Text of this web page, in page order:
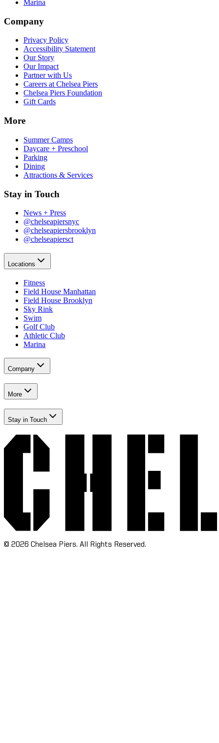
Marina​​​​‌ ‍ ​‍​‍‌‍ ‌ ​‍‌‍‍‌‌‍‌ ‌‍‍‌‌‍ ‍​‍​‍​ ‍‍​‍​‍‌ ​ ‌‍​‌‌‍ ‍‌‍‍‌‌ ‌​‌ ‍‌​‍ ‍‌‍‍‌‌‍ ​‍​‍​‍ ​​‍​‍‌‍‍​‌ ​‍‌‍‌‌‌‍‌‍​‍​‍​ ‍‍​‍​‍‌‍‍​‌ ‌​‌ ‌​‌ ​​‌ ​ ​ ‍‍​‍ ​‍ ‌‍​ ‌‍‍​‌‍‌‌‌‍ ​‌ ​ ‌‍‌‌‌‍​‌‌ ​​‌‍‍‌‌‍‌‌‌ ​‍‌ ​ ​‍ ‍‌ ​ ‌‍​‌‌‍ ‍‌‍‍‌‌ ‌​‌ ‍‌​‍ ‍‌ ​ ‌ ‌​‌ ‌‌‌‍‌​‌‍‍‌‌‍ ​‍ ‌‍‍‌‌‍ ‍‌ ‌​‌‍‌‌‌‍ ‍‌ ‌​​‍ ‌‍‌‌‌‍‌​‌‍‍‌‌ ‌​​‍ ‌‍ ‌‌‍ ‌‍‌​‌‍‌‌​ ‌‌ ​​‌ ​‍‌‍‌‌‌ ​ ‌‍‌‌‌‍ ‍‌ ‌​‌‍​‌‌ ‌​‌‍‍‌‌‍ ‌‍ ‍​ ‍ ‌‍‍‌‌‍‌​​ ‌‌‍‌‍‌‍ ‌‍ ‌ ‌​‌‍‌‌‌ ​‍​ ‍ ‌ ‌​‌ ‍‌‌ ​​‌‍‌‌​ ‌‌‍‌‍‌‍ ‌‍ ‌ ‌​‌‍‌‌‌ ​‍​ ‍ ‌ ​​‌‍​‌‌ ‌​‌‍‍​​ ‌‌‍​ ‌‍ ‌‍ ​‌ ‌‌‌‍ ‌‌‍ ‍‌ ​ ​‍‌‌​ ‌‌‌​​‍‌‌ ‌‍‍ ‌‍‌‌‌ ‍‌​‍‌‌​ ​ ‌​‌​​‍‌‌​ ​ ‌​‌​​‍‌‌​ ​‍​ ​‍‌‍‌‌‌‍​‍​ ​‍​ ‍​‌‍​ ​ ‌‌‌‍​ ‌‍​ ‌‍‌‌‌‍​‍‌‍​‌​ ​‌​‍‌‌​ ​‍​ ​‍​‍‌‌​ ‌‌‌​‌​​‍ ‍‌‍ ​‌‍‍‌‌‍ ‍‌‍‍ ‌ ​ ​‍‌‌​ ‌‌‌​​‍‌‌ ‌‍‍ ‌‍‌‌‌ ‍‌​‍‌‌​ ​ ‌​‌​​‍‌‌​ ​ ‌​‌​​‍‌‌​ ​‍​ ​‍​ ‌‍​ ‌‌​ ‌‍​ ‌‌‌‍‌‌‌‍‌‍‌‍​‌​ ​​​ ‌‍​ ‌‌​ ‌​‌‍‌​​‍‌‌​ ​‍​ ​‍​‍‌‌​ ‌‌‌​‌​​‍ ‍‌‍ ‍‌‍​‌‌‍ ‌‌‍‌‌​ ‌‍​‍‌‍​‌‌ ​ ‌‍‌‌‌‌‌‌‌ ​‍‌‍ ​​ ‌‌‍‍​‌ ‌​‌ ‌​‌ ​​‌ ​ ​‍‌‌​ ​ ‌​​‌​‍‌‌​ ​‍‌​‌‍​‍‌‌​ ​‍‌​‌‍‌‍​ ‌‍‍​‌‍‌‌‌‍ ​‌ ​ ‌‍‌‌‌‍​‌‌ ​​‌‍‍‌‌‍‌‌‌ ​‍‌ ​ ​‍ ‍‌ ​ ‌‍​‌‌‍ ‍‌‍‍‌‌ ‌​‌ ‍‌​‍ ‍‌ ​ ‌ ‌​‌ ‌‌‌‍‌​‌‍‍‌‌‍ ​‍‌‍‌‍‍‌‌‍‌​​ ‌‌‍‌‍‌‍ ‌‍ ‌ ‌​‌‍‌‌‌ ​‍​‍‌‍‌ ‌​‌ ‍‌‌ ​​‌‍‌‌​ ‌‌‍‌‍‌‍ ‌‍ ‌ ‌​‌‍‌‌‌ ​‍​‍‌‍‌ ​​‌‍​‌‌ ‌​‌‍‍​​ ‌‌‍​ ‌‍ ‌‍ ​‌ ‌‌‌‍ ‌‌‍ ‍‌ ​ ​‍‌‌​ ‌‌‌​​‍‌‌ ‌‍‍ ‌‍‌‌‌ ‍‌​‍‌‌​ ​ ‌​‌​​‍‌‌​ ​ ‌​‌​​‍‌‌​ ​‍​ ​‍‌‍‌‌‌‍​‍​ ​‍​ ‍​‌‍​ ​ ‌‌‌‍​ ‌‍​ ‌‍‌‌‌‍​‍‌‍​‌​ ​‌​‍‌‌​ ​‍​ ​‍​‍‌‌​ ‌‌‌​‌​​‍ ‍‌‍ ​‌‍‍‌‌‍ ‍‌‍‍ ‌ ​ ​‍‌‌​ ‌‌‌​​‍‌‌ ‌‍‍ ‌‍‌‌‌ ‍‌​‍‌‌​ ​ ‌​‌​​‍‌‌​ ​ ‌​‌​​‍‌‌​ ​‍​ ​‍​ ‌‍​ ‌‌​ ‌‍​ ‌‌‌‍‌‌‌‍‌‍‌‍​‌​ ​​​ ‌‍​ ‌‌​ ‌​‌‍‌​​‍‌‌​ ​‍​ ​‍​‍‌‌​ ‌‌‌​‌​​‍ ‍‌‍ ‍‌‍​‌‌‍ ‌‌‍‌‌​‍‌‍‌ ​​‌‍‌‌‌ ​‍‌ ​ ‌ ​​‌‍‌‌‌‍​ ‌ ‌​‌‍‍‌‌ ‌‍‌‍‌‌​ ‌‌ ​​‌ ‌‌‌‍​‍‌‍ ​‌‍‍‌‌ ​ ‌‍‍​‌‍‌‌‌‍‌​​‍​‍‌ ‌
Company​​​​‌ ‍ ​‍​‍‌‍ ‌ ​‍‌‍‍‌‌‍‌ ‌‍‍‌‌‍ ‍​‍​‍​ ‍‍​‍​‍‌ ​ ‌‍​‌‌‍ ‍‌‍‍‌‌ ‌​‌ ‍‌​‍ ‍‌‍‍‌‌‍ ​‍​‍​‍ ​​‍​‍‌‍‍​‌ ​‍‌‍‌‌‌‍‌‍​‍​‍​ ‍‍​‍​‍‌‍‍​‌ ‌​‌ ‌​‌ ​​‌ ​ ​ ‍‍​‍ ​‍ ‌‍​ ‌‍‍​‌‍‌‌‌‍ ​‌ ​ ‌‍‌‌‌‍​‌‌ ​​‌‍‍‌‌‍‌‌‌ ​‍‌ ​ ​‍ ‍‌ ​ ‌‍​‌‌‍ ‍‌‍‍‌‌ ‌​‌ ‍‌​‍ ‍‌ ​ ‌ ‌​‌ ‌‌‌‍‌​‌‍‍‌‌‍ ​‍ ‌‍‍‌‌‍ ‍‌ ‌​‌‍‌‌‌‍ ‍‌ ‌​​‍ ‌‍‌‌‌‍‌​‌‍‍‌‌ ‌​​‍ ‌‍ ‌‌‍ ‌‍‌​‌‍‌‌​ ‌‌ ​​‌ ​‍‌‍‌‌‌ ​ ‌‍‌‌‌‍ ‍‌ ‌​‌‍​‌‌ ‌​‌‍‍‌‌‍ ‌‍ ‍​ ‍ ‌‍‍‌‌‍‌​​ ‌‌‍‌‍‌‍ ‌‍ ‌ ‌​‌‍‌‌‌ ​‍​ ‍ ‌ ‌​‌ ‍‌‌ ​​‌‍‌‌​ ‌‌‍‌‍‌‍ ‌‍ ‌ ‌​‌‍‌‌‌ ​‍​ ‍ ‌ ​​‌‍​‌‌ ‌​‌‍‍​​ ‌‌‍​ ‌‍ ‌‍ ​‌ ‌‌‌‍ ‌‌‍ ‍‌ ​ ​‍‌‌​ ‌‌‌​​‍‌‌ ‌‍‍ ‌‍‌‌‌ ‍‌​‍‌‌​ ​ ‌​‌​​‍‌‌​ ​ ‌​‌​​‍‌‌​ ​‍​ ​‍‌‍​ ​ ​ ​ ‌​​ ​​‌‍​ ​ ‌‍‌‍‌​​ ‌​‌‍‌‍‌‍‌‌‌‍‌‌‌‍‌​​‍‌‌​ ​‍​ ​‍​‍‌‌​ ‌‌‌​‌​​‍ ‍‌ ‌​‌‍‍‌‌ ‌​‌‍ ​‌‍‌‌​ ‌‍​‍‌‍​‌‌ ​ ‌‍‌‌‌‌‌‌‌ ​‍‌‍ ​​ ‌‌‍‍​‌ ‌​‌ ‌​‌ ​​‌ ​ ​‍‌‌​ ​ ‌​​‌​‍‌‌​ ​‍‌​‌‍​‍‌‌​ ​‍‌​‌‍‌‍​ ‌‍‍​‌‍‌‌‌‍ ​‌ ​ ‌‍‌‌‌‍​‌‌ ​​‌‍‍‌‌‍‌‌‌ ​‍‌ ​ ​‍ ‍‌ ​ ‌‍​‌‌‍ ‍‌‍‍‌‌ ‌​‌ ‍‌​‍ ‍‌ ​ ‌ ‌​‌ ‌‌‌‍‌​‌‍‍‌‌‍ ​‍‌‍‌‍‍‌‌‍‌​​ ‌‌‍‌‍‌‍ ‌‍ ‌ ‌​‌‍‌‌‌ ​‍​‍‌‍‌ ‌​‌ ‍‌‌ ​​‌‍‌‌​ ‌‌‍‌‍‌‍ ‌‍ ‌ ‌​‌‍‌‌‌ ​‍​‍‌‍‌ ​​‌‍​‌‌ ‌​‌‍‍​​ ‌‌‍​ ‌‍ ‌‍ ​‌ ‌‌‌‍ ‌‌‍ ‍‌ ​ ​‍‌‌​ ‌‌‌​​‍‌‌ ‌‍‍ ‌‍‌‌‌ ‍‌​‍‌‌​ ​ ‌​‌​​‍‌‌​ ​ ‌​‌​​‍‌‌​ ​‍​ ​‍‌‍​ ​ ​ ​ ‌​​ ​​‌‍​ ​ ‌‍‌‍‌​​ ‌​‌‍‌‍‌‍‌‌‌‍‌‌‌‍‌​​‍‌‌​ ​‍​ ​‍​‍‌‌​ ‌‌‌​‌​​‍ ‍‌ ‌​‌‍‍‌‌ ‌​‌‍ ​‌‍‌‌​‍‌‍‌ ​​‌‍‌‌‌ ​‍‌ ​ ‌ ​​‌‍‌‌‌‍​ ‌ ‌​‌‍‍‌‌ ‌‍‌‍‌‌​ ‌‌ ​​‌ ‌‌‌‍​‍‌‍ ​‌‍‍‌‌ ​ ‌‍‍​‌‍‌‌‌‍‌​​‍​‍‌ ‌
Privacy Policy​​​​‌ ‍ ​‍​‍‌‍ ‌ ​‍‌‍‍‌‌‍‌ ‌‍‍‌‌‍ ‍​‍​‍​ ‍‍​‍​‍‌ ​ ‌‍​‌‌‍ ‍‌‍‍‌‌ ‌​‌ ‍‌​‍ ‍‌‍‍‌‌‍ ​‍​‍​‍ ​​‍​‍‌‍‍​‌ ​‍‌‍‌‌‌‍‌‍​‍​‍​ ‍‍​‍​‍‌‍‍​‌ ‌​‌ ‌​‌ ​​‌ ​ ​ ‍‍​‍ ​‍ ‌‍​ ‌‍‍​‌‍‌‌‌‍ ​‌ ​ ‌‍‌‌‌‍​‌‌ ​​‌‍‍‌‌‍‌‌‌ ​‍‌ ​ ​‍ ‍‌ ​ ‌‍​‌‌‍ ‍‌‍‍‌‌ ‌​‌ ‍‌​‍ ‍‌ ​ ‌ ‌​‌ ‌‌‌‍‌​‌‍‍‌‌‍ ​‍ ‌‍‍‌‌‍ ‍‌ ‌​‌‍‌‌‌‍ ‍‌ ‌​​‍ ‌‍‌‌‌‍‌​‌‍‍‌‌ ‌​​‍ ‌‍ ‌‌‍ ‌‍‌​‌‍‌‌​ ‌‌ ​​‌ ​‍‌‍‌‌‌ ​ ‌‍‌‌‌‍ ‍‌ ‌​‌‍​‌‌ ‌​‌‍‍‌‌‍ ‌‍ ‍​ ‍ ‌‍‍‌‌‍‌​​ ‌‌‍‌‍‌‍ ‌‍ ‌ ‌​‌‍‌‌‌ ​‍​ ‍ ‌ ‌​‌ ‍‌‌ ​​‌‍‌‌​ ‌‌‍‌‍‌‍ ‌‍ ‌ ‌​‌‍‌‌‌ ​‍​ ‍ ‌ ​​‌‍​‌‌ ‌​‌‍‍​​ ‌‌‍​ ‌‍ ‌‍ ​‌ ‌‌‌‍ ‌‌‍ ‍‌ ​ ​‍‌‌​ ‌‌‌​​‍‌‌ ‌‍‍ ‌‍‌‌‌ ‍‌​‍‌‌​ ​ ‌​‌​​‍‌‌​ ​ ‌​‌​​‍‌‌​ ​‍​ ​‍‌‍​ ​ ​ ​ ‌​​ ​​‌‍​ ​ ‌‍‌‍‌​​ ‌​‌‍‌‍‌‍‌‌‌‍‌‌‌‍‌​​‍‌‌​ ​‍​ ​‍​‍‌‌​ ‌‌‌​‌​​‍ ‍‌‍ ​‌‍‍‌‌‍ ‍‌‍‍ ‌ ​ ​‍‌‌​ ‌‌‌​​‍‌‌ ‌‍‍ ‌‍‌‌‌ ‍‌​‍‌‌​ ​ ‌​‌​​‍‌‌​ ​ ‌​‌​​‍‌‌​ ​‍​ ​‍​ ​​​ ‍‌‌‍‌‌​ ‍​​ ‍‌​ ​‍‌‍​‍‌‍​‍​ ​‍​ ‍​‌‍​‌​ ​​​‍‌‌​ ​‍​ ​‍​‍‌‌​ ‌‌‌​‌​​‍ ‍‌‍ ‍‌‍​‌‌‍ ‌‌‍‌‌​ ‌‍​‍‌‍​‌‌ ​ ‌‍‌‌‌‌‌‌‌ ​‍‌‍ ​​ ‌‌‍‍​‌ ‌​‌ ‌​‌ ​​‌ ​ ​‍‌‌​ ​ ‌​​‌​‍‌‌​ ​‍‌​‌‍​‍‌‌​ ​‍‌​‌‍‌‍​ ‌‍‍​‌‍‌‌‌‍ ​‌ ​ ‌‍‌‌‌‍​‌‌ ​​‌‍‍‌‌‍‌‌‌ ​‍‌ ​ ​‍ ‍‌ ​ ‌‍​‌‌‍ ‍‌‍‍‌‌ ‌​‌ ‍‌​‍ ‍‌ ​ ‌ ‌​‌ ‌‌‌‍‌​‌‍‍‌‌‍ ​‍‌‍‌‍‍‌‌‍‌​​ ‌‌‍‌‍‌‍ ‌‍ ‌ ‌​‌‍‌‌‌ ​‍​‍‌‍‌ ‌​‌ ‍‌‌ ​​‌‍‌‌​ ‌‌‍‌‍‌‍ ‌‍ ‌ ‌​‌‍‌‌‌ ​‍​‍‌‍‌ ​​‌‍​‌‌ ‌​‌‍‍​​ ‌‌‍​ ‌‍ ‌‍ ​‌ ‌‌‌‍ ‌‌‍ ‍‌ ​ ​‍‌‌​ ‌‌‌​​‍‌‌ ‌‍‍ ‌‍‌‌‌ ‍‌​‍‌‌​ ​ ‌​‌​​‍‌‌​ ​ ‌​‌​​‍‌‌​ ​‍​ ​‍‌‍​ ​ ​ ​ ‌​​ ​​‌‍​ ​ ‌‍‌‍‌​​ ‌​‌‍‌‍‌‍‌‌‌‍‌‌‌‍‌​​‍‌‌​ ​‍​ ​‍​‍‌‌​ ‌‌‌​‌​​‍ ‍‌‍ ​‌‍‍‌‌‍ ‍‌‍‍ ‌ ​ ​‍‌‌​ ‌‌‌​​‍‌‌ ‌‍‍ ‌‍‌‌‌ ‍‌​‍‌‌​ ​ ‌​‌​​‍‌‌​ ​ ‌​‌​​‍‌‌​ ​‍​ ​‍​ ​​​ ‍‌‌‍‌‌​ ‍​​ ‍‌​ ​‍‌‍​‍‌‍​‍​ ​‍​ ‍​‌‍​‌​ ​​​‍‌‌​ ​‍​ ​‍​‍‌‌​ ‌‌‌​‌​​‍ ‍‌‍ ‍‌‍​‌‌‍ ‌‌‍‌‌​‍‌‍‌ ​​‌‍‌‌‌ ​‍‌ ​ ‌ ​​‌‍‌‌‌‍​ ‌ ‌​‌‍‍‌‌ ‌‍‌‍‌‌​ ‌‌ ​​‌ ‌‌‌‍​‍‌‍ ​‌‍‍‌‌ ​ ‌‍‍​‌‍‌‌‌‍‌​​‍​‍‌ ‌
Accessibility Statement​​​​‌ ‍ ​‍​‍‌‍ ‌ ​‍‌‍‍‌‌‍‌ ‌‍‍‌‌‍ ‍​‍​‍​ ‍‍​‍​‍‌ ​ ‌‍​‌‌‍ ‍‌‍‍‌‌ ‌​‌ ‍‌​‍ ‍‌‍‍‌‌‍ ​‍​‍​‍ ​​‍​‍‌‍‍​‌ ​‍‌‍‌‌‌‍‌‍​‍​‍​ ‍‍​‍​‍‌‍‍​‌ ‌​‌ ‌​‌ ​​‌ ​ ​ ‍‍​‍ ​‍ ‌‍​ ‌‍‍​‌‍‌‌‌‍ ​‌ ​ ‌‍‌‌‌‍​‌‌ ​​‌‍‍‌‌‍‌‌‌ ​‍‌ ​ ​‍ ‍‌ ​ ‌‍​‌‌‍ ‍‌‍‍‌‌ ‌​‌ ‍‌​‍ ‍‌ ​ ‌ ‌​‌ ‌‌‌‍‌​‌‍‍‌‌‍ ​‍ ‌‍‍‌‌‍ ‍‌ ‌​‌‍‌‌‌‍ ‍‌ ‌​​‍ ‌‍‌‌‌‍‌​‌‍‍‌‌ ‌​​‍ ‌‍ ‌‌‍ ‌‍‌​‌‍‌‌​ ‌‌ ​​‌ ​‍‌‍‌‌‌ ​ ‌‍‌‌‌‍ ‍‌ ‌​‌‍​‌‌ ‌​‌‍‍‌‌‍ ‌‍ ‍​ ‍ ‌‍‍‌‌‍‌​​ ‌‌‍‌‍‌‍ ‌‍ ‌ ‌​‌‍‌‌‌ ​‍​ ‍ ‌ ‌​‌ ‍‌‌ ​​‌‍‌‌​ ‌‌‍‌‍‌‍ ‌‍ ‌ ‌​‌‍‌‌‌ ​‍​ ‍ ‌ ​​‌‍​‌‌ ‌​‌‍‍​​ ‌‌‍​ ‌‍ ‌‍ ​‌ ‌‌‌‍ ‌‌‍ ‍‌ ​ ​‍‌‌​ ‌‌‌​​‍‌‌ ‌‍‍ ‌‍‌‌‌ ‍‌​‍‌‌​ ​ ‌​‌​​‍‌‌​ ​ ‌​‌​​‍‌‌​ ​‍​ ​‍‌‍​ ​ ​ ​ ‌​​ ​​‌‍​ ​ ‌‍‌‍‌​​ ‌​‌‍‌‍‌‍‌‌‌‍‌‌‌‍‌​​‍‌‌​ ​‍​ ​‍​‍‌‌​ ‌‌‌​‌​​‍ ‍‌‍ ​‌‍‍‌‌‍ ‍‌‍‍ ‌ ​ ​‍‌‌​ ‌‌‌​​‍‌‌ ‌‍‍ ‌‍‌‌‌ ‍‌​‍‌‌​ ​ ‌​‌​​‍‌‌​ ​ ‌​‌​​‍‌‌​ ​‍​ ​‍​ ​ ​ ‌‍​ ‌ ​ ​ ‌‍​‌​ ‌‍​ ‌ ​ ‍‌​ ​‌​ ‌‍‌‍‌​​ ​​​‍‌‌​ ​‍​ ​‍​‍‌‌​ ‌‌‌​‌​​‍ ‍‌‍ ‍‌‍​‌‌‍ ‌‌‍‌‌​ ‌‍​‍‌‍​‌‌ ​ ‌‍‌‌‌‌‌‌‌ ​‍‌‍ ​​ ‌‌‍‍​‌ ‌​‌ ‌​‌ ​​‌ ​ ​‍‌‌​ ​ ‌​​‌​‍‌‌​ ​‍‌​‌‍​‍‌‌​ ​‍‌​‌‍‌‍​ ‌‍‍​‌‍‌‌‌‍ ​‌ ​ ‌‍‌‌‌‍​‌‌ ​​‌‍‍‌‌‍‌‌‌ ​‍‌ ​ ​‍ ‍‌ ​ ‌‍​‌‌‍ ‍‌‍‍‌‌ ‌​‌ ‍‌​‍ ‍‌ ​ ‌ ‌​‌ ‌‌‌‍‌​‌‍‍‌‌‍ ​‍‌‍‌‍‍‌‌‍‌​​ ‌‌‍‌‍‌‍ ‌‍ ‌ ‌​‌‍‌‌‌ ​‍​‍‌‍‌ ‌​‌ ‍‌‌ ​​‌‍‌‌​ ‌‌‍‌‍‌‍ ‌‍ ‌ ‌​‌‍‌‌‌ ​‍​‍‌‍‌ ​​‌‍​‌‌ ‌​‌‍‍​​ ‌‌‍​ ‌‍ ‌‍ ​‌ ‌‌‌‍ ‌‌‍ ‍‌ ​ ​‍‌‌​ ‌‌‌​​‍‌‌ ‌‍‍ ‌‍‌‌‌ ‍‌​‍‌‌​ ​ ‌​‌​​‍‌‌​ ​ ‌​‌​​‍‌‌​ ​‍​ ​‍‌‍​ ​ ​ ​ ‌​​ ​​‌‍​ ​ ‌‍‌‍‌​​ ‌​‌‍‌‍‌‍‌‌‌‍‌‌‌‍‌​​‍‌‌​ ​‍​ ​‍​‍‌‌​ ‌‌‌​‌​​‍ ‍‌‍ ​‌‍‍‌‌‍ ‍‌‍‍ ‌ ​ ​‍‌‌​ ‌‌‌​​‍‌‌ ‌‍‍ ‌‍‌‌‌ ‍‌​‍‌‌​ ​ ‌​‌​​‍‌‌​ ​ ‌​‌​​‍‌‌​ ​‍​ ​‍​ ​ ​ ‌‍​ ‌ ​ ​ ‌‍​‌​ ‌‍​ ‌ ​ ‍‌​ ​‌​ ‌‍‌‍‌​​ ​​​‍‌‌​ ​‍​ ​‍​‍‌‌​ ‌‌‌​‌​​‍ ‍‌‍ ‍‌‍​‌‌‍ ‌‌‍‌‌​‍‌‍‌ ​​‌‍‌‌‌ ​‍‌ ​ ‌ ​​‌‍‌‌‌‍​ ‌ ‌​‌‍‍‌‌ ‌‍‌‍‌‌​ ‌‌ ​​‌ ‌‌‌‍​‍‌‍ ​‌‍‍‌‌ ​ ‌‍‍​‌‍‌‌‌‍‌​​‍​‍‌ ‌
Our Story​​​​‌ ‍ ​‍​‍‌‍ ‌ ​‍‌‍‍‌‌‍‌ ‌‍‍‌‌‍ ‍​‍​‍​ ‍‍​‍​‍‌ ​ ‌‍​‌‌‍ ‍‌‍‍‌‌ ‌​‌ ‍‌​‍ ‍‌‍‍‌‌‍ ​‍​‍​‍ ​​‍​‍‌‍‍​‌ ​‍‌‍‌‌‌‍‌‍​‍​‍​ ‍‍​‍​‍‌‍‍​‌ ‌​‌ ‌​‌ ​​‌ ​ ​ ‍‍​‍ ​‍ ‌‍​ ‌‍‍​‌‍‌‌‌‍ ​‌ ​ ‌‍‌‌‌‍​‌‌ ​​‌‍‍‌‌‍‌‌‌ ​‍‌ ​ ​‍ ‍‌ ​ ‌‍​‌‌‍ ‍‌‍‍‌‌ ‌​‌ ‍‌​‍ ‍‌ ​ ‌ ‌​‌ ‌‌‌‍‌​‌‍‍‌‌‍ ​‍ ‌‍‍‌‌‍ ‍‌ ‌​‌‍‌‌‌‍ ‍‌ ‌​​‍ ‌‍‌‌‌‍‌​‌‍‍‌‌ ‌​​‍ ‌‍ ‌‌‍ ‌‍‌​‌‍‌‌​ ‌‌ ​​‌ ​‍‌‍‌‌‌ ​ ‌‍‌‌‌‍ ‍‌ ‌​‌‍​‌‌ ‌​‌‍‍‌‌‍ ‌‍ ‍​ ‍ ‌‍‍‌‌‍‌​​ ‌‌‍‌‍‌‍ ‌‍ ‌ ‌​‌‍‌‌‌ ​‍​ ‍ ‌ ‌​‌ ‍‌‌ ​​‌‍‌‌​ ‌‌‍‌‍‌‍ ‌‍ ‌ ‌​‌‍‌‌‌ ​‍​ ‍ ‌ ​​‌‍​‌‌ ‌​‌‍‍​​ ‌‌‍​ ‌‍ ‌‍ ​‌ ‌‌‌‍ ‌‌‍ ‍‌ ​ ​‍‌‌​ ‌‌‌​​‍‌‌ ‌‍‍ ‌‍‌‌‌ ‍‌​‍‌‌​ ​ ‌​‌​​‍‌‌​ ​ ‌​‌​​‍‌‌​ ​‍​ ​‍‌‍​ ​ ​ ​ ‌​​ ​​‌‍​ ​ ‌‍‌‍‌​​ ‌​‌‍‌‍‌‍‌‌‌‍‌‌‌‍‌​​‍‌‌​ ​‍​ ​‍​‍‌‌​ ‌‌‌​‌​​‍ ‍‌‍ ​‌‍‍‌‌‍ ‍‌‍‍ ‌ ​ ​‍‌‌​ ‌‌‌​​‍‌‌ ‌‍‍ ‌‍‌‌‌ ‍‌​‍‌‌​ ​ ‌​‌​​‍‌‌​ ​ ‌​‌​​‍‌‌​ ​‍​ ​‍‌‍‌‍​ ​ ​ ‌‌‌‍‌​‌‍​ ​ ​​​ ​ ​ ‌‍​ ‌‍​ ​ ‌‍​‍​ ​‍​‍‌‌​ ​‍​ ​‍​‍‌‌​ ‌‌‌​‌​​‍ ‍‌‍ ‍‌‍​‌‌‍ ‌‌‍‌‌​ ‌‍​‍‌‍​‌‌ ​ ‌‍‌‌‌‌‌‌‌ ​‍‌‍ ​​ ‌‌‍‍​‌ ‌​‌ ‌​‌ ​​‌ ​ ​‍‌‌​ ​ ‌​​‌​‍‌‌​ ​‍‌​‌‍​‍‌‌​ ​‍‌​‌‍‌‍​ ‌‍‍​‌‍‌‌‌‍ ​‌ ​ ‌‍‌‌‌‍​‌‌ ​​‌‍‍‌‌‍‌‌‌ ​‍‌ ​ ​‍ ‍‌ ​ ‌‍​‌‌‍ ‍‌‍‍‌‌ ‌​‌ ‍‌​‍ ‍‌ ​ ‌ ‌​‌ ‌‌‌‍‌​‌‍‍‌‌‍ ​‍‌‍‌‍‍‌‌‍‌​​ ‌‌‍‌‍‌‍ ‌‍ ‌ ‌​‌‍‌‌‌ ​‍​‍‌‍‌ ‌​‌ ‍‌‌ ​​‌‍‌‌​ ‌‌‍‌‍‌‍ ‌‍ ‌ ‌​‌‍‌‌‌ ​‍​‍‌‍‌ ​​‌‍​‌‌ ‌​‌‍‍​​ ‌‌‍​ ‌‍ ‌‍ ​‌ ‌‌‌‍ ‌‌‍ ‍‌ ​ ​‍‌‌​ ‌‌‌​​‍‌‌ ‌‍‍ ‌‍‌‌‌ ‍‌​‍‌‌​ ​ ‌​‌​​‍‌‌​ ​ ‌​‌​​‍‌‌​ ​‍​ ​‍‌‍​ ​ ​ ​ ‌​​ ​​‌‍​ ​ ‌‍‌‍‌​​ ‌​‌‍‌‍‌‍‌‌‌‍‌‌‌‍‌​​‍‌‌​ ​‍​ ​‍​‍‌‌​ ‌‌‌​‌​​‍ ‍‌‍ ​‌‍‍‌‌‍ ‍‌‍‍ ‌ ​ ​‍‌‌​ ‌‌‌​​‍‌‌ ‌‍‍ ‌‍‌‌‌ ‍‌​‍‌‌​ ​ ‌​‌​​‍‌‌​ ​ ‌​‌​​‍‌‌​ ​‍​ ​‍‌‍‌‍​ ​ ​ ‌‌‌‍‌​‌‍​ ​ ​​​ ​ ​ ‌‍​ ‌‍​ ​ ‌‍​‍​ ​‍​‍‌‌​ ​‍​ ​‍​‍‌‌​ ‌‌‌​‌​​‍ ‍‌‍ ‍‌‍​‌‌‍ ‌‌‍‌‌​‍‌‍‌ ​​‌‍‌‌‌ ​‍‌ ​ ‌ ​​‌‍‌‌‌‍​ ‌ ‌​‌‍‍‌‌ ‌‍‌‍‌‌​ ‌‌ ​​‌ ‌‌‌‍​‍‌‍ ​‌‍‍‌‌ ​ ‌‍‍​‌‍‌‌‌‍‌​​‍​‍‌ ‌
Our Impact​​​​‌ ‍ ​‍​‍‌‍ ‌ ​‍‌‍‍‌‌‍‌ ‌‍‍‌‌‍ ‍​‍​‍​ ‍‍​‍​‍‌ ​ ‌‍​‌‌‍ ‍‌‍‍‌‌ ‌​‌ ‍‌​‍ ‍‌‍‍‌‌‍ ​‍​‍​‍ ​​‍​‍‌‍‍​‌ ​‍‌‍‌‌‌‍‌‍​‍​‍​ ‍‍​‍​‍‌‍‍​‌ ‌​‌ ‌​‌ ​​‌ ​ ​ ‍‍​‍ ​‍ ‌‍​ ‌‍‍​‌‍‌‌‌‍ ​‌ ​ ‌‍‌‌‌‍​‌‌ ​​‌‍‍‌‌‍‌‌‌ ​‍‌ ​ ​‍ ‍‌ ​ ‌‍​‌‌‍ ‍‌‍‍‌‌ ‌​‌ ‍‌​‍ ‍‌ ​ ‌ ‌​‌ ‌‌‌‍‌​‌‍‍‌‌‍ ​‍ ‌‍‍‌‌‍ ‍‌ ‌​‌‍‌‌‌‍ ‍‌ ‌​​‍ ‌‍‌‌‌‍‌​‌‍‍‌‌ ‌​​‍ ‌‍ ‌‌‍ ‌‍‌​‌‍‌‌​ ‌‌ ​​‌ ​‍‌‍‌‌‌ ​ ‌‍‌‌‌‍ ‍‌ ‌​‌‍​‌‌ ‌​‌‍‍‌‌‍ ‌‍ ‍​ ‍ ‌‍‍‌‌‍‌​​ ‌‌‍‌‍‌‍ ‌‍ ‌ ‌​‌‍‌‌‌ ​‍​ ‍ ‌ ‌​‌ ‍‌‌ ​​‌‍‌‌​ ‌‌‍‌‍‌‍ ‌‍ ‌ ‌​‌‍‌‌‌ ​‍​ ‍ ‌ ​​‌‍​‌‌ ‌​‌‍‍​​ ‌‌‍​ ‌‍ ‌‍ ​‌ ‌‌‌‍ ‌‌‍ ‍‌ ​ ​‍‌‌​ ‌‌‌​​‍‌‌ ‌‍‍ ‌‍‌‌‌ ‍‌​‍‌‌​ ​ ‌​‌​​‍‌‌​ ​ ‌​‌​​‍‌‌​ ​‍​ ​‍‌‍​ ​ ​ ​ ‌​​ ​​‌‍​ ​ ‌‍‌‍‌​​ ‌​‌‍‌‍‌‍‌‌‌‍‌‌‌‍‌​​‍‌‌​ ​‍​ ​‍​‍‌‌​ ‌‌‌​‌​​‍ ‍‌‍ ​‌‍‍‌‌‍ ‍‌‍‍ ‌ ​ ​‍‌‌​ ‌‌‌​​‍‌‌ ‌‍‍ ‌‍‌‌‌ ‍‌​‍‌‌​ ​ ‌​‌​​‍‌‌​ ​ ‌​‌​​‍‌‌​ ​‍​ ​‍‌‍‌‍​ ‍‌​ ​ ‌‍​‌​ ‌​​ ​‌‌‍​‌​ ​​‌‍‌‌​ ‌‍‌‍‌​​ ‌ ​‍‌‌​ ​‍​ ​‍​‍‌‌​ ‌‌‌​‌​​‍ ‍‌‍ ‍‌‍​‌‌‍ ‌‌‍‌‌​ ‌‍​‍‌‍​‌‌ ​ ‌‍‌‌‌‌‌‌‌ ​‍‌‍ ​​ ‌‌‍‍​‌ ‌​‌ ‌​‌ ​​‌ ​ ​‍‌‌​ ​ ‌​​‌​‍‌‌​ ​‍‌​‌‍​‍‌‌​ ​‍‌​‌‍‌‍​ ‌‍‍​‌‍‌‌‌‍ ​‌ ​ ‌‍‌‌‌‍​‌‌ ​​‌‍‍‌‌‍‌‌‌ ​‍‌ ​ ​‍ ‍‌ ​ ‌‍​‌‌‍ ‍‌‍‍‌‌ ‌​‌ ‍‌​‍ ‍‌ ​ ‌ ‌​‌ ‌‌‌‍‌​‌‍‍‌‌‍ ​‍‌‍‌‍‍‌‌‍‌​​ ‌‌‍‌‍‌‍ ‌‍ ‌ ‌​‌‍‌‌‌ ​‍​‍‌‍‌ ‌​‌ ‍‌‌ ​​‌‍‌‌​ ‌‌‍‌‍‌‍ ‌‍ ‌ ‌​‌‍‌‌‌ ​‍​‍‌‍‌ ​​‌‍​‌‌ ‌​‌‍‍​​ ‌‌‍​ ‌‍ ‌‍ ​‌ ‌‌‌‍ ‌‌‍ ‍‌ ​ ​‍‌‌​ ‌‌‌​​‍‌‌ ‌‍‍ ‌‍‌‌‌ ‍‌​‍‌‌​ ​ ‌​‌​​‍‌‌​ ​ ‌​‌​​‍‌‌​ ​‍​ ​‍‌‍​ ​ ​ ​ ‌​​ ​​‌‍​ ​ ‌‍‌‍‌​​ ‌​‌‍‌‍‌‍‌‌‌‍‌‌‌‍‌​​‍‌‌​ ​‍​ ​‍​‍‌‌​ ‌‌‌​‌​​‍ ‍‌‍ ​‌‍‍‌‌‍ ‍‌‍‍ ‌ ​ ​‍‌‌​ ‌‌‌​​‍‌‌ ‌‍‍ ‌‍‌‌‌ ‍‌​‍‌‌​ ​ ‌​‌​​‍‌‌​ ​ ‌​‌​​‍‌‌​ ​‍​ ​‍‌‍‌‍​ ‍‌​ ​ ‌‍​‌​ ‌​​ ​‌‌‍​‌​ ​​‌‍‌‌​ ‌‍‌‍‌​​ ‌ ​‍‌‌​ ​‍​ ​‍​‍‌‌​ ‌‌‌​‌​​‍ ‍‌‍ ‍‌‍​‌‌‍ ‌‌‍‌‌​‍‌‍‌ ​​‌‍‌‌‌ ​‍‌ ​ ‌ ​​‌‍‌‌‌‍​ ‌ ‌​‌‍‍‌‌ ‌‍‌‍‌‌​ ‌‌ ​​‌ ‌‌‌‍​‍‌‍ ​‌‍‍‌‌ ​ ‌‍‍​‌‍‌‌‌‍‌​​‍​‍‌ ‌
Partner with Us​​​​‌ ‍ ​‍​‍‌‍ ‌ ​‍‌‍‍‌‌‍‌ ‌‍‍‌‌‍ ‍​‍​‍​ ‍‍​‍​‍‌ ​ ‌‍​‌‌‍ ‍‌‍‍‌‌ ‌​‌ ‍‌​‍ ‍‌‍‍‌‌‍ ​‍​‍​‍ ​​‍​‍‌‍‍​‌ ​‍‌‍‌‌‌‍‌‍​‍​‍​ ‍‍​‍​‍‌‍‍​‌ ‌​‌ ‌​‌ ​​‌ ​ ​ ‍‍​‍ ​‍ ‌‍​ ‌‍‍​‌‍‌‌‌‍ ​‌ ​ ‌‍‌‌‌‍​‌‌ ​​‌‍‍‌‌‍‌‌‌ ​‍‌ ​ ​‍ ‍‌ ​ ‌‍​‌‌‍ ‍‌‍‍‌‌ ‌​‌ ‍‌​‍ ‍‌ ​ ‌ ‌​‌ ‌‌‌‍‌​‌‍‍‌‌‍ ​‍ ‌‍‍‌‌‍ ‍‌ ‌​‌‍‌‌‌‍ ‍‌ ‌​​‍ ‌‍‌‌‌‍‌​‌‍‍‌‌ ‌​​‍ ‌‍ ‌‌‍ ‌‍‌​‌‍‌‌​ ‌‌ ​​‌ ​‍‌‍‌‌‌ ​ ‌‍‌‌‌‍ ‍‌ ‌​‌‍​‌‌ ‌​‌‍‍‌‌‍ ‌‍ ‍​ ‍ ‌‍‍‌‌‍‌​​ ‌‌‍‌‍‌‍ ‌‍ ‌ ‌​‌‍‌‌‌ ​‍​ ‍ ‌ ‌​‌ ‍‌‌ ​​‌‍‌‌​ ‌‌‍‌‍‌‍ ‌‍ ‌ ‌​‌‍‌‌‌ ​‍​ ‍ ‌ ​​‌‍​‌‌ ‌​‌‍‍​​ ‌‌‍​ ‌‍ ‌‍ ​‌ ‌‌‌‍ ‌‌‍ ‍‌ ​ ​‍‌‌​ ‌‌‌​​‍‌‌ ‌‍‍ ‌‍‌‌‌ ‍‌​‍‌‌​ ​ ‌​‌​​‍‌‌​ ​ ‌​‌​​‍‌‌​ ​‍​ ​‍‌‍​ ​ ​ ​ ‌​​ ​​‌‍​ ​ ‌‍‌‍‌​​ ‌​‌‍‌‍‌‍‌‌‌‍‌‌‌‍‌​​‍‌‌​ ​‍​ ​‍​‍‌‌​ ‌‌‌​‌​​‍ ‍‌‍ ​‌‍‍‌‌‍ ‍‌‍‍ ‌ ​ ​‍‌‌​ ‌‌‌​​‍‌‌ ‌‍‍ ‌‍‌‌‌ ‍‌​‍‌‌​ ​ ‌​‌​​‍‌‌​ ​ ‌​‌​​‍‌‌​ ​‍​ ​‍‌‍‌‌‌‍‌‌​ ​‌‌‍​ ‌‍​ ​ ​​‌‍‌​‌‍‌‌‌‍​‍‌‍​‌​ ‍​‌‍‌‌‌‍​‍‌‍​‍‌‍‌‍​ ‍​‌‍‌‍‌‍‌​​ ​‌‌‍‌‌​ ​​​ ​ ​ ​​​ ‌‌​ ‍‌​ ​ ​ ‍‌​ ‌ ‌‍​‌​ ‍‌‌‍‌​​ ​​​‍‌‌​ ​‍​ ​‍​‍‌‌​ ‌‌‌​‌​​‍ ‍‌‍ ‍‌‍​‌‌‍ ‌‌‍‌‌​ ‌‍​‍‌‍​‌‌ ​ ‌‍‌‌‌‌‌‌‌ ​‍‌‍ ​​ ‌‌‍‍​‌ ‌​‌ ‌​‌ ​​‌ ​ ​‍‌‌​ ​ ‌​​‌​‍‌‌​ ​‍‌​‌‍​‍‌‌​ ​‍‌​‌‍‌‍​ ‌‍‍​‌‍‌‌‌‍ ​‌ ​ ‌‍‌‌‌‍​‌‌ ​​‌‍‍‌‌‍‌‌‌ ​‍‌ ​ ​‍ ‍‌ ​ ‌‍​‌‌‍ ‍‌‍‍‌‌ ‌​‌ ‍‌​‍ ‍‌ ​ ‌ ‌​‌ ‌‌‌‍‌​‌‍‍‌‌‍ ​‍‌‍‌‍‍‌‌‍‌​​ ‌‌‍‌‍‌‍ ‌‍ ‌ ‌​‌‍‌‌‌ ​‍​‍‌‍‌ ‌​‌ ‍‌‌ ​​‌‍‌‌​ ‌‌‍‌‍‌‍ ‌‍ ‌ ‌​‌‍‌‌‌ ​‍​‍‌‍‌ ​​‌‍​‌‌ ‌​‌‍‍​​ ‌‌‍​ ‌‍ ‌‍ ​‌ ‌‌‌‍ ‌‌‍ ‍‌ ​ ​‍‌‌​ ‌‌‌​​‍‌‌ ‌‍‍ ‌‍‌‌‌ ‍‌​‍‌‌​ ​ ‌​‌​​‍‌‌​ ​ ‌​‌​​‍‌‌​ ​‍​ ​‍‌‍​ ​ ​ ​ ‌​​ ​​‌‍​ ​ ‌‍‌‍‌​​ ‌​‌‍‌‍‌‍‌‌‌‍‌‌‌‍‌​​‍‌‌​ ​‍​ ​‍​‍‌‌​ ‌‌‌​‌​​‍ ‍‌‍ ​‌‍‍‌‌‍ ‍‌‍‍ ‌ ​ ​‍‌‌​ ‌‌‌​​‍‌‌ ‌‍‍ ‌‍‌‌‌ ‍‌​‍‌‌​ ​ ‌​‌​​‍‌‌​ ​ ‌​‌​​‍‌‌​ ​‍​ ​‍‌‍‌‌‌‍‌‌​ ​‌‌‍​ ‌‍​ ​ ​​‌‍‌​‌‍‌‌‌‍​‍‌‍​‌​ ‍​‌‍‌‌‌‍​‍‌‍​‍‌‍‌‍​ ‍​‌‍‌‍‌‍‌​​ ​‌‌‍‌‌​ ​​​ ​ ​ ​​​ ‌‌​ ‍‌​ ​ ​ ‍‌​ ‌ ‌‍​‌​ ‍‌‌‍‌​​ ​​​‍‌‌​ ​‍​ ​‍​‍‌‌​ ‌‌‌​‌​​‍ ‍‌‍ ‍‌‍​‌‌‍ ‌‌‍‌‌​‍‌‍‌ ​​‌‍‌‌‌ ​‍‌ ​ ‌ ​​‌‍‌‌‌‍​ ‌ ‌​‌‍‍‌‌ ‌‍‌‍‌‌​ ‌‌ ​​‌ ‌‌‌‍​‍‌‍ ​‌‍‍‌‌ ​ ‌‍‍​‌‍‌‌‌‍‌​​‍​‍‌ ‌
Careers at Chelsea Piers​​​​‌ ‍ ​‍​‍‌‍ ‌ ​‍‌‍‍‌‌‍‌ ‌‍‍‌‌‍ ‍​‍​‍​ ‍‍​‍​‍‌ ​ ‌‍​‌‌‍ ‍‌‍‍‌‌ ‌​‌ ‍‌​‍ ‍‌‍‍‌‌‍ ​‍​‍​‍ ​​‍​‍‌‍‍​‌ ​‍‌‍‌‌‌‍‌‍​‍​‍​ ‍‍​‍​‍‌‍‍​‌ ‌​‌ ‌​‌ ​​‌ ​ ​ ‍‍​‍ ​‍ ‌‍​ ‌‍‍​‌‍‌‌‌‍ ​‌ ​ ‌‍‌‌‌‍​‌‌ ​​‌‍‍‌‌‍‌‌‌ ​‍‌ ​ ​‍ ‍‌ ​ ‌‍​‌‌‍ ‍‌‍‍‌‌ ‌​‌ ‍‌​‍ ‍‌ ​ ‌ ‌​‌ ‌‌‌‍‌​‌‍‍‌‌‍ ​‍ ‌‍‍‌‌‍ ‍‌ ‌​‌‍‌‌‌‍ ‍‌ ‌​​‍ ‌‍‌‌‌‍‌​‌‍‍‌‌ ‌​​‍ ‌‍ ‌‌‍ ‌‍‌​‌‍‌‌​ ‌‌ ​​‌ ​‍‌‍‌‌‌ ​ ‌‍‌‌‌‍ ‍‌ ‌​‌‍​‌‌ ‌​‌‍‍‌‌‍ ‌‍ ‍​ ‍ ‌‍‍‌‌‍‌​​ ‌‌‍‌‍‌‍ ‌‍ ‌ ‌​‌‍‌‌‌ ​‍​ ‍ ‌ ‌​‌ ‍‌‌ ​​‌‍‌‌​ ‌‌‍‌‍‌‍ ‌‍ ‌ ‌​‌‍‌‌‌ ​‍​ ‍ ‌ ​​‌‍​‌‌ ‌​‌‍‍​​ ‌‌‍​ ‌‍ ‌‍ ​‌ ‌‌‌‍ ‌‌‍ ‍‌ ​ ​‍‌‌​ ‌‌‌​​‍‌‌ ‌‍‍ ‌‍‌‌‌ ‍‌​‍‌‌​ ​ ‌​‌​​‍‌‌​ ​ ‌​‌​​‍‌‌​ ​‍​ ​‍‌‍​ ​ ​ ​ ‌​​ ​​‌‍​ ​ ‌‍‌‍‌​​ ‌​‌‍‌‍‌‍‌‌‌‍‌‌‌‍‌​​‍‌‌​ ​‍​ ​‍​‍‌‌​ ‌‌‌​‌​​‍ ‍‌‍ ​‌‍‍‌‌‍ ‍‌‍‍ ‌ ​ ​‍‌‌​ ‌‌‌​​‍‌‌ ‌‍‍ ‌‍‌‌‌ ‍‌​‍‌‌​ ​ ‌​‌​​‍‌‌​ ​ ‌​‌​​‍‌‌​ ​‍​ ​‍​ ‌​​ ‍‌​ ​ ​ ‍​‌‍‌‌​ ​​​ ‍​​ ‌‍‌‍​‌​ ​ ‌‍​‍‌‍​ ​‍‌‌​ ​‍​ ​‍​‍‌‌​ ‌‌‌​‌​​‍ ‍‌‍ ‍‌‍​‌‌‍ ‌‌‍‌‌​ ‌‍​‍‌‍​‌‌ ​ ‌‍‌‌‌‌‌‌‌ ​‍‌‍ ​​ ‌‌‍‍​‌ ‌​‌ ‌​‌ ​​‌ ​ ​‍‌‌​ ​ ‌​​‌​‍‌‌​ ​‍‌​‌‍​‍‌‌​ ​‍‌​‌‍‌‍​ ‌‍‍​‌‍‌‌‌‍ ​‌ ​ ‌‍‌‌‌‍​‌‌ ​​‌‍‍‌‌‍‌‌‌ ​‍‌ ​ ​‍ ‍‌ ​ ‌‍​‌‌‍ ‍‌‍‍‌‌ ‌​‌ ‍‌​‍ ‍‌ ​ ‌ ‌​‌ ‌‌‌‍‌​‌‍‍‌‌‍ ​‍‌‍‌‍‍‌‌‍‌​​ ‌‌‍‌‍‌‍ ‌‍ ‌ ‌​‌‍‌‌‌ ​‍​‍‌‍‌ ‌​‌ ‍‌‌ ​​‌‍‌‌​ ‌‌‍‌‍‌‍ ‌‍ ‌ ‌​‌‍‌‌‌ ​‍​‍‌‍‌ ​​‌‍​‌‌ ‌​‌‍‍​​ ‌‌‍​ ‌‍ ‌‍ ​‌ ‌‌‌‍ ‌‌‍ ‍‌ ​ ​‍‌‌​ ‌‌‌​​‍‌‌ ‌‍‍ ‌‍‌‌‌ ‍‌​‍‌‌​ ​ ‌​‌​​‍‌‌​ ​ ‌​‌​​‍‌‌​ ​‍​ ​‍‌‍​ ​ ​ ​ ‌​​ ​​‌‍​ ​ ‌‍‌‍‌​​ ‌​‌‍‌‍‌‍‌‌‌‍‌‌‌‍‌​​‍‌‌​ ​‍​ ​‍​‍‌‌​ ‌‌‌​‌​​‍ ‍‌‍ ​‌‍‍‌‌‍ ‍‌‍‍ ‌ ​ ​‍‌‌​ ‌‌‌​​‍‌‌ ‌‍‍ ‌‍‌‌‌ ‍‌​‍‌‌​ ​ ‌​‌​​‍‌‌​ ​ ‌​‌​​‍‌‌​ ​‍​ ​‍​ ‌​​ ‍‌​ ​ ​ ‍​‌‍‌‌​ ​​​ ‍​​ ‌‍‌‍​‌​ ​ ‌‍​‍‌‍​ ​‍‌‌​ ​‍​ ​‍​‍‌‌​ ‌‌‌​‌​​‍ ‍‌‍ ‍‌‍​‌‌‍ ‌‌‍‌‌​‍‌‍‌ ​​‌‍‌‌‌ ​‍‌ ​ ‌ ​​‌‍‌‌‌‍​ ‌ ‌​‌‍‍‌‌ ‌‍‌‍‌‌​ ‌‌ ​​‌ ‌‌‌‍​‍‌‍ ​‌‍‍‌‌ ​ ‌‍‍​‌‍‌‌‌‍‌​​‍​‍‌ ‌
Chelsea Piers Foundation​​​​‌ ‍ ​‍​‍‌‍ ‌ ​‍‌‍‍‌‌‍‌ ‌‍‍‌‌‍ ‍​‍​‍​ ‍‍​‍​‍‌ ​ ‌‍​‌‌‍ ‍‌‍‍‌‌ ‌​‌ ‍‌​‍ ‍‌‍‍‌‌‍ ​‍​‍​‍ ​​‍​‍‌‍‍​‌ ​‍‌‍‌‌‌‍‌‍​‍​‍​ ‍‍​‍​‍‌‍‍​‌ ‌​‌ ‌​‌ ​​‌ ​ ​ ‍‍​‍ ​‍ ‌‍​ ‌‍‍​‌‍‌‌‌‍ ​‌ ​ ‌‍‌‌‌‍​‌‌ ​​‌‍‍‌‌‍‌‌‌ ​‍‌ ​ ​‍ ‍‌ ​ ‌‍​‌‌‍ ‍‌‍‍‌‌ ‌​‌ ‍‌​‍ ‍‌ ​ ‌ ‌​‌ ‌‌‌‍‌​‌‍‍‌‌‍ ​‍ ‌‍‍‌‌‍ ‍‌ ‌​‌‍‌‌‌‍ ‍‌ ‌​​‍ ‌‍‌‌‌‍‌​‌‍‍‌‌ ‌​​‍ ‌‍ ‌‌‍ ‌‍‌​‌‍‌‌​ ‌‌ ​​‌ ​‍‌‍‌‌‌ ​ ‌‍‌‌‌‍ ‍‌ ‌​‌‍​‌‌ ‌​‌‍‍‌‌‍ ‌‍ ‍​ ‍ ‌‍‍‌‌‍‌​​ ‌‌‍‌‍‌‍ ‌‍ ‌ ‌​‌‍‌‌‌ ​‍​ ‍ ‌ ‌​‌ ‍‌‌ ​​‌‍‌‌​ ‌‌‍‌‍‌‍ ‌‍ ‌ ‌​‌‍‌‌‌ ​‍​ ‍ ‌ ​​‌‍​‌‌ ‌​‌‍‍​​ ‌‌‍​ ‌‍ ‌‍ ​‌ ‌‌‌‍ ‌‌‍ ‍‌ ​ ​‍‌‌​ ‌‌‌​​‍‌‌ ‌‍‍ ‌‍‌‌‌ ‍‌​‍‌‌​ ​ ‌​‌​​‍‌‌​ ​ ‌​‌​​‍‌‌​ ​‍​ ​‍‌‍​ ​ ​ ​ ‌​​ ​​‌‍​ ​ ‌‍‌‍‌​​ ‌​‌‍‌‍‌‍‌‌‌‍‌‌‌‍‌​​‍‌‌​ ​‍​ ​‍​‍‌‌​ ‌‌‌​‌​​‍ ‍‌‍ ​‌‍‍‌‌‍ ‍‌‍‍ ‌ ​ ​‍‌‌​ ‌‌‌​​‍‌‌ ‌‍‍ ‌‍‌‌‌ ‍‌​‍‌‌​ ​ ‌​‌​​‍‌‌​ ​ ‌​‌​​‍‌‌​ ​‍​ ​‍​ ‌ ​ ‌ ​ ‌​​ ‌ ‌‍‌‍​ ‌ ‌‍‌​​ ‍‌​ ​ ​ ‌ ​ ‌ ‌‍‌‌​‍‌‌​ ​‍​ ​‍​‍‌‌​ ‌‌‌​‌​​‍ ‍‌‍ ‍‌‍​‌‌‍ ‌‌‍‌‌​ ‌‍​‍‌‍​‌‌ ​ ‌‍‌‌‌‌‌‌‌ ​‍‌‍ ​​ ‌‌‍‍​‌ ‌​‌ ‌​‌ ​​‌ ​ ​‍‌‌​ ​ ‌​​‌​‍‌‌​ ​‍‌​‌‍​‍‌‌​ ​‍‌​‌‍‌‍​ ‌‍‍​‌‍‌‌‌‍ ​‌ ​ ‌‍‌‌‌‍​‌‌ ​​‌‍‍‌‌‍‌‌‌ ​‍‌ ​ ​‍ ‍‌ ​ ‌‍​‌‌‍ ‍‌‍‍‌‌ ‌​‌ ‍‌​‍ ‍‌ ​ ‌ ‌​‌ ‌‌‌‍‌​‌‍‍‌‌‍ ​‍‌‍‌‍‍‌‌‍‌​​ ‌‌‍‌‍‌‍ ‌‍ ‌ ‌​‌‍‌‌‌ ​‍​‍‌‍‌ ‌​‌ ‍‌‌ ​​‌‍‌‌​ ‌‌‍‌‍‌‍ ‌‍ ‌ ‌​‌‍‌‌‌ ​‍​‍‌‍‌ ​​‌‍​‌‌ ‌​‌‍‍​​ ‌‌‍​ ‌‍ ‌‍ ​‌ ‌‌‌‍ ‌‌‍ ‍‌ ​ ​‍‌‌​ ‌‌‌​​‍‌‌ ‌‍‍ ‌‍‌‌‌ ‍‌​‍‌‌​ ​ ‌​‌​​‍‌‌​ ​ ‌​‌​​‍‌‌​ ​‍​ ​‍‌‍​ ​ ​ ​ ‌​​ ​​‌‍​ ​ ‌‍‌‍‌​​ ‌​‌‍‌‍‌‍‌‌‌‍‌‌‌‍‌​​‍‌‌​ ​‍​ ​‍​‍‌‌​ ‌‌‌​‌​​‍ ‍‌‍ ​‌‍‍‌‌‍ ‍‌‍‍ ‌ ​ ​‍‌‌​ ‌‌‌​​‍‌‌ ‌‍‍ ‌‍‌‌‌ ‍‌​‍‌‌​ ​ ‌​‌​​‍‌‌​ ​ ‌​‌​​‍‌‌​ ​‍​ ​‍​ ‌ ​ ‌ ​ ‌​​ ‌ ‌‍‌‍​ ‌ ‌‍‌​​ ‍‌​ ​ ​ ‌ ​ ‌ ‌‍‌‌​‍‌‌​ ​‍​ ​‍​‍‌‌​ ‌‌‌​‌​​‍ ‍‌‍ ‍‌‍​‌‌‍ ‌‌‍‌‌​‍‌‍‌ ​​‌‍‌‌‌ ​‍‌ ​ ‌ ​​‌‍‌‌‌‍​ ‌ ‌​‌‍‍‌‌ ‌‍‌‍‌‌​ ‌‌ ​​‌ ‌‌‌‍​‍‌‍ ​‌‍‍‌‌ ​ ‌‍‍​‌‍‌‌‌‍‌​​‍​‍‌ ‌
Gift Cards​​​​‌ ‍ ​‍​‍‌‍ ‌ ​‍‌‍‍‌‌‍‌ ‌‍‍‌‌‍ ‍​‍​‍​ ‍‍​‍​‍‌ ​ ‌‍​‌‌‍ ‍‌‍‍‌‌ ‌​‌ ‍‌​‍ ‍‌‍‍‌‌‍ ​‍​‍​‍ ​​‍​‍‌‍‍​‌ ​‍‌‍‌‌‌‍‌‍​‍​‍​ ‍‍​‍​‍‌‍‍​‌ ‌​‌ ‌​‌ ​​‌ ​ ​ ‍‍​‍ ​‍ ‌‍​ ‌‍‍​‌‍‌‌‌‍ ​‌ ​ ‌‍‌‌‌‍​‌‌ ​​‌‍‍‌‌‍‌‌‌ ​‍‌ ​ ​‍ ‍‌ ​ ‌‍​‌‌‍ ‍‌‍‍‌‌ ‌​‌ ‍‌​‍ ‍‌ ​ ‌ ‌​‌ ‌‌‌‍‌​‌‍‍‌‌‍ ​‍ ‌‍‍‌‌‍ ‍‌ ‌​‌‍‌‌‌‍ ‍‌ ‌​​‍ ‌‍‌‌‌‍‌​‌‍‍‌‌ ‌​​‍ ‌‍ ‌‌‍ ‌‍‌​‌‍‌‌​ ‌‌ ​​‌ ​‍‌‍‌‌‌ ​ ‌‍‌‌‌‍ ‍‌ ‌​‌‍​‌‌ ‌​‌‍‍‌‌‍ ‌‍ ‍​ ‍ ‌‍‍‌‌‍‌​​ ‌‌‍‌‍‌‍ ‌‍ ‌ ‌​‌‍‌‌‌ ​‍​ ‍ ‌ ‌​‌ ‍‌‌ ​​‌‍‌‌​ ‌‌‍‌‍‌‍ ‌‍ ‌ ‌​‌‍‌‌‌ ​‍​ ‍ ‌ ​​‌‍​‌‌ ‌​‌‍‍​​ ‌‌‍​ ‌‍ ‌‍ ​‌ ‌‌‌‍ ‌‌‍ ‍‌ ​ ​‍‌‌​ ‌‌‌​​‍‌‌ ‌‍‍ ‌‍‌‌‌ ‍‌​‍‌‌​ ​ ‌​‌​​‍‌‌​ ​ ‌​‌​​‍‌‌​ ​‍​ ​‍‌‍​ ​ ​ ​ ‌​​ ​​‌‍​ ​ ‌‍‌‍‌​​ ‌​‌‍‌‍‌‍‌‌‌‍‌‌‌‍‌​​‍‌‌​ ​‍​ ​‍​‍‌‌​ ‌‌‌​‌​​‍ ‍‌‍ ​‌‍‍‌‌‍ ‍‌‍‍ ‌ ​ ​‍‌‌​ ‌‌‌​​‍‌‌ ‌‍‍ ‌‍‌‌‌ ‍‌​‍‌‌​ ​ ‌​‌​​‍‌‌​ ​ ‌​‌​​‍‌‌​ ​‍​ ​‍‌‍‌​​ ‍​‌‍​ ‌‍​‌​ ‌​​ ‍‌​ ​‌‌‍‌‍​ ‍​​ ​ ​ ​ ​ ​​​‍‌‌​ ​‍​ ​‍​‍‌‌​ ‌‌‌​‌​​‍ ‍‌‍ ‍‌‍​‌‌‍ ‌‌‍‌‌​ ‌‍​‍‌‍​‌‌ ​ ‌‍‌‌‌‌‌‌‌ ​‍‌‍ ​​ ‌‌‍‍​‌ ‌​‌ ‌​‌ ​​‌ ​ ​‍‌‌​ ​ ‌​​‌​‍‌‌​ ​‍‌​‌‍​‍‌‌​ ​‍‌​‌‍‌‍​ ‌‍‍​‌‍‌‌‌‍ ​‌ ​ ‌‍‌‌‌‍​‌‌ ​​‌‍‍‌‌‍‌‌‌ ​‍‌ ​ ​‍ ‍‌ ​ ‌‍​‌‌‍ ‍‌‍‍‌‌ ‌​‌ ‍‌​‍ ‍‌ ​ ‌ ‌​‌ ‌‌‌‍‌​‌‍‍‌‌‍ ​‍‌‍‌‍‍‌‌‍‌​​ ‌‌‍‌‍‌‍ ‌‍ ‌ ‌​‌‍‌‌‌ ​‍​‍‌‍‌ ‌​‌ ‍‌‌ ​​‌‍‌‌​ ‌‌‍‌‍‌‍ ‌‍ ‌ ‌​‌‍‌‌‌ ​‍​‍‌‍‌ ​​‌‍​‌‌ ‌​‌‍‍​​ ‌‌‍​ ‌‍ ‌‍ ​‌ ‌‌‌‍ ‌‌‍ ‍‌ ​ ​‍‌‌​ ‌‌‌​​‍‌‌ ‌‍‍ ‌‍‌‌‌ ‍‌​‍‌‌​ ​ ‌​‌​​‍‌‌​ ​ ‌​‌​​‍‌‌​ ​‍​ ​‍‌‍​ ​ ​ ​ ‌​​ ​​‌‍​ ​ ‌‍‌‍‌​​ ‌​‌‍‌‍‌‍‌‌‌‍‌‌‌‍‌​​‍‌‌​ ​‍​ ​‍​‍‌‌​ ‌‌‌​‌​​‍ ‍‌‍ ​‌‍‍‌‌‍ ‍‌‍‍ ‌ ​ ​‍‌‌​ ‌‌‌​​‍‌‌ ‌‍‍ ‌‍‌‌‌ ‍‌​‍‌‌​ ​ ‌​‌​​‍‌‌​ ​ ‌​‌​​‍‌‌​ ​‍​ ​‍‌‍‌​​ ‍​‌‍​ ‌‍​‌​ ‌​​ ‍‌​ ​‌‌‍‌‍​ ‍​​ ​ ​ ​ ​ ​​​‍‌‌​ ​‍​ ​‍​‍‌‌​ ‌‌‌​‌​​‍ ‍‌‍ ‍‌‍​‌‌‍ ‌‌‍‌‌​‍‌‍‌ ​​‌‍‌‌‌ ​‍‌ ​ ‌ ​​‌‍‌‌‌‍​ ‌ ‌​‌‍‍‌‌ ‌‍‌‍‌‌​ ‌‌ ​​‌ ‌‌‌‍​‍‌‍ ​‌‍‍‌‌ ​ ‌‍‍​‌‍‌‌‌‍‌​​‍​‍‌ ‌
More​​​​‌ ‍ ​‍​‍‌‍ ‌ ​‍‌‍‍‌‌‍‌ ‌‍‍‌‌‍ ‍​‍​‍​ ‍‍​‍​‍‌ ​ ‌‍​‌‌‍ ‍‌‍‍‌‌ ‌​‌ ‍‌​‍ ‍‌‍‍‌‌‍ ​‍​‍​‍ ​​‍​‍‌‍‍​‌ ​‍‌‍‌‌‌‍‌‍​‍​‍​ ‍‍​‍​‍‌‍‍​‌ ‌​‌ ‌​‌ ​​‌ ​ ​ ‍‍​‍ ​‍ ‌‍​ ‌‍‍​‌‍‌‌‌‍ ​‌ ​ ‌‍‌‌‌‍​‌‌ ​​‌‍‍‌‌‍‌‌‌ ​‍‌ ​ ​‍ ‍‌ ​ ‌‍​‌‌‍ ‍‌‍‍‌‌ ‌​‌ ‍‌​‍ ‍‌ ​ ‌ ‌​‌ ‌‌‌‍‌​‌‍‍‌‌‍ ​‍ ‌‍‍‌‌‍ ‍‌ ‌​‌‍‌‌‌‍ ‍‌ ‌​​‍ ‌‍‌‌‌‍‌​‌‍‍‌‌ ‌​​‍ ‌‍ ‌‌‍ ‌‍‌​‌‍‌‌​ ‌‌ ​​‌ ​‍‌‍‌‌‌ ​ ‌‍‌‌‌‍ ‍‌ ‌​‌‍​‌‌ ‌​‌‍‍‌‌‍ ‌‍ ‍​ ‍ ‌‍‍‌‌‍‌​​ ‌‌‍‌‍‌‍ ‌‍ ‌ ‌​‌‍‌‌‌ ​‍​ ‍ ‌ ‌​‌ ‍‌‌ ​​‌‍‌‌​ ‌‌‍‌‍‌‍ ‌‍ ‌ ‌​‌‍‌‌‌ ​‍​ ‍ ‌ ​​‌‍​‌‌ ‌​‌‍‍​​ ‌‌‍​ ‌‍ ‌‍ ​‌ ‌‌‌‍ ‌‌‍ ‍‌ ​ ​‍‌‌​ ‌‌‌​​‍‌‌ ‌‍‍ ‌‍‌‌‌ ‍‌​‍‌‌​ ​ ‌​‌​​‍‌‌​ ​ ‌​‌​​‍‌‌​ ​‍​ ​‍​ ‌‌​ ​ ​ ‌‌​ ‍‌‌‍​ ​ ​‍‌‍‌​​ ‍​‌‍​‌​ ‍​​ ​ ​ ​ ​‍‌‌​ ​‍​ ​‍​‍‌‌​ ‌‌‌​‌​​‍ ‍‌ ‌​‌‍‍‌‌ ‌​‌‍ ​‌‍‌‌​ ‌‍​‍‌‍​‌‌ ​ ‌‍‌‌‌‌‌‌‌ ​‍‌‍ ​​ ‌‌‍‍​‌ ‌​‌ ‌​‌ ​​‌ ​ ​‍‌‌​ ​ ‌​​‌​‍‌‌​ ​‍‌​‌‍​‍‌‌​ ​‍‌​‌‍‌‍​ ‌‍‍​‌‍‌‌‌‍ ​‌ ​ ‌‍‌‌‌‍​‌‌ ​​‌‍‍‌‌‍‌‌‌ ​‍‌ ​ ​‍ ‍‌ ​ ‌‍​‌‌‍ ‍‌‍‍‌‌ ‌​‌ ‍‌​‍ ‍‌ ​ ‌ ‌​‌ ‌‌‌‍‌​‌‍‍‌‌‍ ​‍‌‍‌‍‍‌‌‍‌​​ ‌‌‍‌‍‌‍ ‌‍ ‌ ‌​‌‍‌‌‌ ​‍​‍‌‍‌ ‌​‌ ‍‌‌ ​​‌‍‌‌​ ‌‌‍‌‍‌‍ ‌‍ ‌ ‌​‌‍‌‌‌ ​‍​‍‌‍‌ ​​‌‍​‌‌ ‌​‌‍‍​​ ‌‌‍​ ‌‍ ‌‍ ​‌ ‌‌‌‍ ‌‌‍ ‍‌ ​ ​‍‌‌​ ‌‌‌​​‍‌‌ ‌‍‍ ‌‍‌‌‌ ‍‌​‍‌‌​ ​ ‌​‌​​‍‌‌​ ​ ‌​‌​​‍‌‌​ ​‍​ ​‍​ ‌‌​ ​ ​ ‌‌​ ‍‌‌‍​ ​ ​‍‌‍‌​​ ‍​‌‍​‌​ ‍​​ ​ ​ ​ ​‍‌‌​ ​‍​ ​‍​‍‌‌​ ‌‌‌​‌​​‍ ‍‌ ‌​‌‍‍‌‌ ‌​‌‍ ​‌‍‌‌​‍‌‍‌ ​​‌‍‌‌‌ ​‍‌ ​ ‌ ​​‌‍‌‌‌‍​ ‌ ‌​‌‍‍‌‌ ‌‍‌‍‌‌​ ‌‌ ​​‌ ‌‌‌‍​‍‌‍ ​‌‍‍‌‌ ​ ‌‍‍​‌‍‌‌‌‍‌​​‍​‍‌ ‌
Summer Camps​​​​‌ ‍ ​‍​‍‌‍ ‌ ​‍‌‍‍‌‌‍‌ ‌‍‍‌‌‍ ‍​‍​‍​ ‍‍​‍​‍‌ ​ ‌‍​‌‌‍ ‍‌‍‍‌‌ ‌​‌ ‍‌​‍ ‍‌‍‍‌‌‍ ​‍​‍​‍ ​​‍​‍‌‍‍​‌ ​‍‌‍‌‌‌‍‌‍​‍​‍​ ‍‍​‍​‍‌‍‍​‌ ‌​‌ ‌​‌ ​​‌ ​ ​ ‍‍​‍ ​‍ ‌‍​ ‌‍‍​‌‍‌‌‌‍ ​‌ ​ ‌‍‌‌‌‍​‌‌ ​​‌‍‍‌‌‍‌‌‌ ​‍‌ ​ ​‍ ‍‌ ​ ‌‍​‌‌‍ ‍‌‍‍‌‌ ‌​‌ ‍‌​‍ ‍‌ ​ ‌ ‌​‌ ‌‌‌‍‌​‌‍‍‌‌‍ ​‍ ‌‍‍‌‌‍ ‍‌ ‌​‌‍‌‌‌‍ ‍‌ ‌​​‍ ‌‍‌‌‌‍‌​‌‍‍‌‌ ‌​​‍ ‌‍ ‌‌‍ ‌‍‌​‌‍‌‌​ ‌‌ ​​‌ ​‍‌‍‌‌‌ ​ ‌‍‌‌‌‍ ‍‌ ‌​‌‍​‌‌ ‌​‌‍‍‌‌‍ ‌‍ ‍​ ‍ ‌‍‍‌‌‍‌​​ ‌‌‍‌‍‌‍ ‌‍ ‌ ‌​‌‍‌‌‌ ​‍​ ‍ ‌ ‌​‌ ‍‌‌ ​​‌‍‌‌​ ‌‌‍‌‍‌‍ ‌‍ ‌ ‌​‌‍‌‌‌ ​‍​ ‍ ‌ ​​‌‍​‌‌ ‌​‌‍‍​​ ‌‌‍​ ‌‍ ‌‍ ​‌ ‌‌‌‍ ‌‌‍ ‍‌ ​ ​‍‌‌​ ‌‌‌​​‍‌‌ ‌‍‍ ‌‍‌‌‌ ‍‌​‍‌‌​ ​ ‌​‌​​‍‌‌​ ​ ‌​‌​​‍‌‌​ ​‍​ ​‍​ ‌‌​ ​ ​ ‌‌​ ‍‌‌‍​ ​ ​‍‌‍‌​​ ‍​‌‍​‌​ ‍​​ ​ ​ ​ ​‍‌‌​ ​‍​ ​‍​‍‌‌​ ‌‌‌​‌​​‍ ‍‌‍ ​‌‍‍‌‌‍ ‍‌‍‍ ‌ ​ ​‍‌‌​ ‌‌‌​​‍‌‌ ‌‍‍ ‌‍‌‌‌ ‍‌​‍‌‌​ ​ ‌​‌​​‍‌‌​ ​ ‌​‌​​‍‌‌​ ​‍​ ​‍‌‍​ ​ ‌​‌‍​ ‌‍​‌‌‍​ ​ ​​‌‍​‌​ ‌​​ ‌ ​ ‍‌​ ‌‍‌‍‌​​‍‌‌​ ​‍​ ​‍​‍‌‌​ ‌‌‌​‌​​‍ ‍‌‍ ‍‌‍​‌‌‍ ‌‌‍‌‌​ ‌‍​‍‌‍​‌‌ ​ ‌‍‌‌‌‌‌‌‌ ​‍‌‍ ​​ ‌‌‍‍​‌ ‌​‌ ‌​‌ ​​‌ ​ ​‍‌‌​ ​ ‌​​‌​‍‌‌​ ​‍‌​‌‍​‍‌‌​ ​‍‌​‌‍‌‍​ ‌‍‍​‌‍‌‌‌‍ ​‌ ​ ‌‍‌‌‌‍​‌‌ ​​‌‍‍‌‌‍‌‌‌ ​‍‌ ​ ​‍ ‍‌ ​ ‌‍​‌‌‍ ‍‌‍‍‌‌ ‌​‌ ‍‌​‍ ‍‌ ​ ‌ ‌​‌ ‌‌‌‍‌​‌‍‍‌‌‍ ​‍‌‍‌‍‍‌‌‍‌​​ ‌‌‍‌‍‌‍ ‌‍ ‌ ‌​‌‍‌‌‌ ​‍​‍‌‍‌ ‌​‌ ‍‌‌ ​​‌‍‌‌​ ‌‌‍‌‍‌‍ ‌‍ ‌ ‌​‌‍‌‌‌ ​‍​‍‌‍‌ ​​‌‍​‌‌ ‌​‌‍‍​​ ‌‌‍​ ‌‍ ‌‍ ​‌ ‌‌‌‍ ‌‌‍ ‍‌ ​ ​‍‌‌​ ‌‌‌​​‍‌‌ ‌‍‍ ‌‍‌‌‌ ‍‌​‍‌‌​ ​ ‌​‌​​‍‌‌​ ​ ‌​‌​​‍‌‌​ ​‍​ ​‍​ ‌‌​ ​ ​ ‌‌​ ‍‌‌‍​ ​ ​‍‌‍‌​​ ‍​‌‍​‌​ ‍​​ ​ ​ ​ ​‍‌‌​ ​‍​ ​‍​‍‌‌​ ‌‌‌​‌​​‍ ‍‌‍ ​‌‍‍‌‌‍ ‍‌‍‍ ‌ ​ ​‍‌‌​ ‌‌‌​​‍‌‌ ‌‍‍ ‌‍‌‌‌ ‍‌​‍‌‌​ ​ ‌​‌​​‍‌‌​ ​ ‌​‌​​‍‌‌​ ​‍​ ​‍‌‍​ ​ ‌​‌‍​ ‌‍​‌‌‍​ ​ ​​‌‍​‌​ ‌​​ ‌ ​ ‍‌​ ‌‍‌‍‌​​‍‌‌​ ​‍​ ​‍​‍‌‌​ ‌‌‌​‌​​‍ ‍‌‍ ‍‌‍​‌‌‍ ‌‌‍‌‌​‍‌‍‌ ​​‌‍‌‌‌ ​‍‌ ​ ‌ ​​‌‍‌‌‌‍​ ‌ ‌​‌‍‍‌‌ ‌‍‌‍‌‌​ ‌‌ ​​‌ ‌‌‌‍​‍‌‍ ​‌‍‍‌‌ ​ ‌‍‍​‌‍‌‌‌‍‌​​‍​‍‌ ‌
Daycare + Preschool​​​​‌ ‍ ​‍​‍‌‍ ‌ ​‍‌‍‍‌‌‍‌ ‌‍‍‌‌‍ ‍​‍​‍​ ‍‍​‍​‍‌ ​ ‌‍​‌‌‍ ‍‌‍‍‌‌ ‌​‌ ‍‌​‍ ‍‌‍‍‌‌‍ ​‍​‍​‍ ​​‍​‍‌‍‍​‌ ​‍‌‍‌‌‌‍‌‍​‍​‍​ ‍‍​‍​‍‌‍‍​‌ ‌​‌ ‌​‌ ​​‌ ​ ​ ‍‍​‍ ​‍ ‌‍​ ‌‍‍​‌‍‌‌‌‍ ​‌ ​ ‌‍‌‌‌‍​‌‌ ​​‌‍‍‌‌‍‌‌‌ ​‍‌ ​ ​‍ ‍‌ ​ ‌‍​‌‌‍ ‍‌‍‍‌‌ ‌​‌ ‍‌​‍ ‍‌ ​ ‌ ‌​‌ ‌‌‌‍‌​‌‍‍‌‌‍ ​‍ ‌‍‍‌‌‍ ‍‌ ‌​‌‍‌‌‌‍ ‍‌ ‌​​‍ ‌‍‌‌‌‍‌​‌‍‍‌‌ ‌​​‍ ‌‍ ‌‌‍ ‌‍‌​‌‍‌‌​ ‌‌ ​​‌ ​‍‌‍‌‌‌ ​ ‌‍‌‌‌‍ ‍‌ ‌​‌‍​‌‌ ‌​‌‍‍‌‌‍ ‌‍ ‍​ ‍ ‌‍‍‌‌‍‌​​ ‌‌‍‌‍‌‍ ‌‍ ‌ ‌​‌‍‌‌‌ ​‍​ ‍ ‌ ‌​‌ ‍‌‌ ​​‌‍‌‌​ ‌‌‍‌‍‌‍ ‌‍ ‌ ‌​‌‍‌‌‌ ​‍​ ‍ ‌ ​​‌‍​‌‌ ‌​‌‍‍​​ ‌‌‍​ ‌‍ ‌‍ ​‌ ‌‌‌‍ ‌‌‍ ‍‌ ​ ​‍‌‌​ ‌‌‌​​‍‌‌ ‌‍‍ ‌‍‌‌‌ ‍‌​‍‌‌​ ​ ‌​‌​​‍‌‌​ ​ ‌​‌​​‍‌‌​ ​‍​ ​‍​ ‌‌​ ​ ​ ‌‌​ ‍‌‌‍​ ​ ​‍‌‍‌​​ ‍​‌‍​‌​ ‍​​ ​ ​ ​ ​‍‌‌​ ​‍​ ​‍​‍‌‌​ ‌‌‌​‌​​‍ ‍‌‍ ​‌‍‍‌‌‍ ‍‌‍‍ ‌ ​ ​‍‌‌​ ‌‌‌​​‍‌‌ ‌‍‍ ‌‍‌‌‌ ‍‌​‍‌‌​ ​ ‌​‌​​‍‌‌​ ​ ‌​‌​​‍‌‌​ ​‍​ ​‍​ ​ ​ ​‌​ ‍​​ ​ ​ ​ ​ ​‍​ ​ ‌‍​‌​ ‌‍​ ‌‍​ ‌‍‌‍​‌​‍‌‌​ ​‍​ ​‍​‍‌‌​ ‌‌‌​‌​​‍ ‍‌‍ ‍‌‍​‌‌‍ ‌‌‍‌‌​ ‌‍​‍‌‍​‌‌ ​ ‌‍‌‌‌‌‌‌‌ ​‍‌‍ ​​ ‌‌‍‍​‌ ‌​‌ ‌​‌ ​​‌ ​ ​‍‌‌​ ​ ‌​​‌​‍‌‌​ ​‍‌​‌‍​‍‌‌​ ​‍‌​‌‍‌‍​ ‌‍‍​‌‍‌‌‌‍ ​‌ ​ ‌‍‌‌‌‍​‌‌ ​​‌‍‍‌‌‍‌‌‌ ​‍‌ ​ ​‍ ‍‌ ​ ‌‍​‌‌‍ ‍‌‍‍‌‌ ‌​‌ ‍‌​‍ ‍‌ ​ ‌ ‌​‌ ‌‌‌‍‌​‌‍‍‌‌‍ ​‍‌‍‌‍‍‌‌‍‌​​ ‌‌‍‌‍‌‍ ‌‍ ‌ ‌​‌‍‌‌‌ ​‍​‍‌‍‌ ‌​‌ ‍‌‌ ​​‌‍‌‌​ ‌‌‍‌‍‌‍ ‌‍ ‌ ‌​‌‍‌‌‌ ​‍​‍‌‍‌ ​​‌‍​‌‌ ‌​‌‍‍​​ ‌‌‍​ ‌‍ ‌‍ ​‌ ‌‌‌‍ ‌‌‍ ‍‌ ​ ​‍‌‌​ ‌‌‌​​‍‌‌ ‌‍‍ ‌‍‌‌‌ ‍‌​‍‌‌​ ​ ‌​‌​​‍‌‌​ ​ ‌​‌​​‍‌‌​ ​‍​ ​‍​ ‌‌​ ​ ​ ‌‌​ ‍‌‌‍​ ​ ​‍‌‍‌​​ ‍​‌‍​‌​ ‍​​ ​ ​ ​ ​‍‌‌​ ​‍​ ​‍​‍‌‌​ ‌‌‌​‌​​‍ ‍‌‍ ​‌‍‍‌‌‍ ‍‌‍‍ ‌ ​ ​‍‌‌​ ‌‌‌​​‍‌‌ ‌‍‍ ‌‍‌‌‌ ‍‌​‍‌‌​ ​ ‌​‌​​‍‌‌​ ​ ‌​‌​​‍‌‌​ ​‍​ ​‍​ ​ ​ ​‌​ ‍​​ ​ ​ ​ ​ ​‍​ ​ ‌‍​‌​ ‌‍​ ‌‍​ ‌‍‌‍​‌​‍‌‌​ ​‍​ ​‍​‍‌‌​ ‌‌‌​‌​​‍ ‍‌‍ ‍‌‍​‌‌‍ ‌‌‍‌‌​‍‌‍‌ ​​‌‍‌‌‌ ​‍‌ ​ ‌ ​​‌‍‌‌‌‍​ ‌ ‌​‌‍‍‌‌ ‌‍‌‍‌‌​ ‌‌ ​​‌ ‌‌‌‍​‍‌‍ ​‌‍‍‌‌ ​ ‌‍‍​‌‍‌‌‌‍‌​​‍​‍‌ ‌
Parking​​​​‌ ‍ ​‍​‍‌‍ ‌ ​‍‌‍‍‌‌‍‌ ‌‍‍‌‌‍ ‍​‍​‍​ ‍‍​‍​‍‌ ​ ‌‍​‌‌‍ ‍‌‍‍‌‌ ‌​‌ ‍‌​‍ ‍‌‍‍‌‌‍ ​‍​‍​‍ ​​‍​‍‌‍‍​‌ ​‍‌‍‌‌‌‍‌‍​‍​‍​ ‍‍​‍​‍‌‍‍​‌ ‌​‌ ‌​‌ ​​‌ ​ ​ ‍‍​‍ ​‍ ‌‍​ ‌‍‍​‌‍‌‌‌‍ ​‌ ​ ‌‍‌‌‌‍​‌‌ ​​‌‍‍‌‌‍‌‌‌ ​‍‌ ​ ​‍ ‍‌ ​ ‌‍​‌‌‍ ‍‌‍‍‌‌ ‌​‌ ‍‌​‍ ‍‌ ​ ‌ ‌​‌ ‌‌‌‍‌​‌‍‍‌‌‍ ​‍ ‌‍‍‌‌‍ ‍‌ ‌​‌‍‌‌‌‍ ‍‌ ‌​​‍ ‌‍‌‌‌‍‌​‌‍‍‌‌ ‌​​‍ ‌‍ ‌‌‍ ‌‍‌​‌‍‌‌​ ‌‌ ​​‌ ​‍‌‍‌‌‌ ​ ‌‍‌‌‌‍ ‍‌ ‌​‌‍​‌‌ ‌​‌‍‍‌‌‍ ‌‍ ‍​ ‍ ‌‍‍‌‌‍‌​​ ‌‌‍‌‍‌‍ ‌‍ ‌ ‌​‌‍‌‌‌ ​‍​ ‍ ‌ ‌​‌ ‍‌‌ ​​‌‍‌‌​ ‌‌‍‌‍‌‍ ‌‍ ‌ ‌​‌‍‌‌‌ ​‍​ ‍ ‌ ​​‌‍​‌‌ ‌​‌‍‍​​ ‌‌‍​ ‌‍ ‌‍ ​‌ ‌‌‌‍ ‌‌‍ ‍‌ ​ ​‍‌‌​ ‌‌‌​​‍‌‌ ‌‍‍ ‌‍‌‌‌ ‍‌​‍‌‌​ ​ ‌​‌​​‍‌‌​ ​ ‌​‌​​‍‌‌​ ​‍​ ​‍​ ‌‌​ ​ ​ ‌‌​ ‍‌‌‍​ ​ ​‍‌‍‌​​ ‍​‌‍​‌​ ‍​​ ​ ​ ​ ​‍‌‌​ ​‍​ ​‍​‍‌‌​ ‌‌‌​‌​​‍ ‍‌‍ ​‌‍‍‌‌‍ ‍‌‍‍ ‌ ​ ​‍‌‌​ ‌‌‌​​‍‌‌ ‌‍‍ ‌‍‌‌‌ ‍‌​‍‌‌​ ​ ‌​‌​​‍‌‌​ ​ ‌​‌​​‍‌‌​ ​‍​ ​‍‌‍​‍​ ​​‌‍‌‍​ ‌‍‌‍‌‍​ ​‌‌‍‌‌‌‍‌‍​ ‌ ​ ​‌‌‍‌‍‌‍‌​​‍‌‌​ ​‍​ ​‍​‍‌‌​ ‌‌‌​‌​​‍ ‍‌‍ ‍‌‍​‌‌‍ ‌‌‍‌‌​ ‌‍​‍‌‍​‌‌ ​ ‌‍‌‌‌‌‌‌‌ ​‍‌‍ ​​ ‌‌‍‍​‌ ‌​‌ ‌​‌ ​​‌ ​ ​‍‌‌​ ​ ‌​​‌​‍‌‌​ ​‍‌​‌‍​‍‌‌​ ​‍‌​‌‍‌‍​ ‌‍‍​‌‍‌‌‌‍ ​‌ ​ ‌‍‌‌‌‍​‌‌ ​​‌‍‍‌‌‍‌‌‌ ​‍‌ ​ ​‍ ‍‌ ​ ‌‍​‌‌‍ ‍‌‍‍‌‌ ‌​‌ ‍‌​‍ ‍‌ ​ ‌ ‌​‌ ‌‌‌‍‌​‌‍‍‌‌‍ ​‍‌‍‌‍‍‌‌‍‌​​ ‌‌‍‌‍‌‍ ‌‍ ‌ ‌​‌‍‌‌‌ ​‍​‍‌‍‌ ‌​‌ ‍‌‌ ​​‌‍‌‌​ ‌‌‍‌‍‌‍ ‌‍ ‌ ‌​‌‍‌‌‌ ​‍​‍‌‍‌ ​​‌‍​‌‌ ‌​‌‍‍​​ ‌‌‍​ ‌‍ ‌‍ ​‌ ‌‌‌‍ ‌‌‍ ‍‌ ​ ​‍‌‌​ ‌‌‌​​‍‌‌ ‌‍‍ ‌‍‌‌‌ ‍‌​‍‌‌​ ​ ‌​‌​​‍‌‌​ ​ ‌​‌​​‍‌‌​ ​‍​ ​‍​ ‌‌​ ​ ​ ‌‌​ ‍‌‌‍​ ​ ​‍‌‍‌​​ ‍​‌‍​‌​ ‍​​ ​ ​ ​ ​‍‌‌​ ​‍​ ​‍​‍‌‌​ ‌‌‌​‌​​‍ ‍‌‍ ​‌‍‍‌‌‍ ‍‌‍‍ ‌ ​ ​‍‌‌​ ‌‌‌​​‍‌‌ ‌‍‍ ‌‍‌‌‌ ‍‌​‍‌‌​ ​ ‌​‌​​‍‌‌​ ​ ‌​‌​​‍‌‌​ ​‍​ ​‍‌‍​‍​ ​​‌‍‌‍​ ‌‍‌‍‌‍​ ​‌‌‍‌‌‌‍‌‍​ ‌ ​ ​‌‌‍‌‍‌‍‌​​‍‌‌​ ​‍​ ​‍​‍‌‌​ ‌‌‌​‌​​‍ ‍‌‍ ‍‌‍​‌‌‍ ‌‌‍‌‌​‍‌‍‌ ​​‌‍‌‌‌ ​‍‌ ​ ‌ ​​‌‍‌‌‌‍​ ‌ ‌​‌‍‍‌‌ ‌‍‌‍‌‌​ ‌‌ ​​‌ ‌‌‌‍​‍‌‍ ​‌‍‍‌‌ ​ ‌‍‍​‌‍‌‌‌‍‌​​‍​‍‌ ‌
Dining​​​​‌ ‍ ​‍​‍‌‍ ‌ ​‍‌‍‍‌‌‍‌ ‌‍‍‌‌‍ ‍​‍​‍​ ‍‍​‍​‍‌ ​ ‌‍​‌‌‍ ‍‌‍‍‌‌ ‌​‌ ‍‌​‍ ‍‌‍‍‌‌‍ ​‍​‍​‍ ​​‍​‍‌‍‍​‌ ​‍‌‍‌‌‌‍‌‍​‍​‍​ ‍‍​‍​‍‌‍‍​‌ ‌​‌ ‌​‌ ​​‌ ​ ​ ‍‍​‍ ​‍ ‌‍​ ‌‍‍​‌‍‌‌‌‍ ​‌ ​ ‌‍‌‌‌‍​‌‌ ​​‌‍‍‌‌‍‌‌‌ ​‍‌ ​ ​‍ ‍‌ ​ ‌‍​‌‌‍ ‍‌‍‍‌‌ ‌​‌ ‍‌​‍ ‍‌ ​ ‌ ‌​‌ ‌‌‌‍‌​‌‍‍‌‌‍ ​‍ ‌‍‍‌‌‍ ‍‌ ‌​‌‍‌‌‌‍ ‍‌ ‌​​‍ ‌‍‌‌‌‍‌​‌‍‍‌‌ ‌​​‍ ‌‍ ‌‌‍ ‌‍‌​‌‍‌‌​ ‌‌ ​​‌ ​‍‌‍‌‌‌ ​ ‌‍‌‌‌‍ ‍‌ ‌​‌‍​‌‌ ‌​‌‍‍‌‌‍ ‌‍ ‍​ ‍ ‌‍‍‌‌‍‌​​ ‌‌‍‌‍‌‍ ‌‍ ‌ ‌​‌‍‌‌‌ ​‍​ ‍ ‌ ‌​‌ ‍‌‌ ​​‌‍‌‌​ ‌‌‍‌‍‌‍ ‌‍ ‌ ‌​‌‍‌‌‌ ​‍​ ‍ ‌ ​​‌‍​‌‌ ‌​‌‍‍​​ ‌‌‍​ ‌‍ ‌‍ ​‌ ‌‌‌‍ ‌‌‍ ‍‌ ​ ​‍‌‌​ ‌‌‌​​‍‌‌ ‌‍‍ ‌‍‌‌‌ ‍‌​‍‌‌​ ​ ‌​‌​​‍‌‌​ ​ ‌​‌​​‍‌‌​ ​‍​ ​‍​ ‌‌​ ​ ​ ‌‌​ ‍‌‌‍​ ​ ​‍‌‍‌​​ ‍​‌‍​‌​ ‍​​ ​ ​ ​ ​‍‌‌​ ​‍​ ​‍​‍‌‌​ ‌‌‌​‌​​‍ ‍‌‍ ​‌‍‍‌‌‍ ‍‌‍‍ ‌ ​ ​‍‌‌​ ‌‌‌​​‍‌‌ ‌‍‍ ‌‍‌‌‌ ‍‌​‍‌‌​ ​ ‌​‌​​‍‌‌​ ​ ‌​‌​​‍‌‌​ ​‍​ ​‍​ ‍​‌‍‌‍‌‍‌​​ ‌‍​ ‍‌‌‍​‍‌‍‌‌​ ‌ ‌‍‌‍​ ‌​​ ‌​​ ​‍​‍‌‌​ ​‍​ ​‍​‍‌‌​ ‌‌‌​‌​​‍ ‍‌‍ ‍‌‍​‌‌‍ ‌‌‍‌‌​ ‌‍​‍‌‍​‌‌ ​ ‌‍‌‌‌‌‌‌‌ ​‍‌‍ ​​ ‌‌‍‍​‌ ‌​‌ ‌​‌ ​​‌ ​ ​‍‌‌​ ​ ‌​​‌​‍‌‌​ ​‍‌​‌‍​‍‌‌​ ​‍‌​‌‍‌‍​ ‌‍‍​‌‍‌‌‌‍ ​‌ ​ ‌‍‌‌‌‍​‌‌ ​​‌‍‍‌‌‍‌‌‌ ​‍‌ ​ ​‍ ‍‌ ​ ‌‍​‌‌‍ ‍‌‍‍‌‌ ‌​‌ ‍‌​‍ ‍‌ ​ ‌ ‌​‌ ‌‌‌‍‌​‌‍‍‌‌‍ ​‍‌‍‌‍‍‌‌‍‌​​ ‌‌‍‌‍‌‍ ‌‍ ‌ ‌​‌‍‌‌‌ ​‍​‍‌‍‌ ‌​‌ ‍‌‌ ​​‌‍‌‌​ ‌‌‍‌‍‌‍ ‌‍ ‌ ‌​‌‍‌‌‌ ​‍​‍‌‍‌ ​​‌‍​‌‌ ‌​‌‍‍​​ ‌‌‍​ ‌‍ ‌‍ ​‌ ‌‌‌‍ ‌‌‍ ‍‌ ​ ​‍‌‌​ ‌‌‌​​‍‌‌ ‌‍‍ ‌‍‌‌‌ ‍‌​‍‌‌​ ​ ‌​‌​​‍‌‌​ ​ ‌​‌​​‍‌‌​ ​‍​ ​‍​ ‌‌​ ​ ​ ‌‌​ ‍‌‌‍​ ​ ​‍‌‍‌​​ ‍​‌‍​‌​ ‍​​ ​ ​ ​ ​‍‌‌​ ​‍​ ​‍​‍‌‌​ ‌‌‌​‌​​‍ ‍‌‍ ​‌‍‍‌‌‍ ‍‌‍‍ ‌ ​ ​‍‌‌​ ‌‌‌​​‍‌‌ ‌‍‍ ‌‍‌‌‌ ‍‌​‍‌‌​ ​ ‌​‌​​‍‌‌​ ​ ‌​‌​​‍‌‌​ ​‍​ ​‍​ ‍​‌‍‌‍‌‍‌​​ ‌‍​ ‍‌‌‍​‍‌‍‌‌​ ‌ ‌‍‌‍​ ‌​​ ‌​​ ​‍​‍‌‌​ ​‍​ ​‍​‍‌‌​ ‌‌‌​‌​​‍ ‍‌‍ ‍‌‍​‌‌‍ ‌‌‍‌‌​‍‌‍‌ ​​‌‍‌‌‌ ​‍‌ ​ ‌ ​​‌‍‌‌‌‍​ ‌ ‌​‌‍‍‌‌ ‌‍‌‍‌‌​ ‌‌ ​​‌ ‌‌‌‍​‍‌‍ ​‌‍‍‌‌ ​ ‌‍‍​‌‍‌‌‌‍‌​​‍​‍‌ ‌
Attractions & Services​​​​‌ ‍ ​‍​‍‌‍ ‌ ​‍‌‍‍‌‌‍‌ ‌‍‍‌‌‍ ‍​‍​‍​ ‍‍​‍​‍‌ ​ ‌‍​‌‌‍ ‍‌‍‍‌‌ ‌​‌ ‍‌​‍ ‍‌‍‍‌‌‍ ​‍​‍​‍ ​​‍​‍‌‍‍​‌ ​‍‌‍‌‌‌‍‌‍​‍​‍​ ‍‍​‍​‍‌‍‍​‌ ‌​‌ ‌​‌ ​​‌ ​ ​ ‍‍​‍ ​‍ ‌‍​ ‌‍‍​‌‍‌‌‌‍ ​‌ ​ ‌‍‌‌‌‍​‌‌ ​​‌‍‍‌‌‍‌‌‌ ​‍‌ ​ ​‍ ‍‌ ​ ‌‍​‌‌‍ ‍‌‍‍‌‌ ‌​‌ ‍‌​‍ ‍‌ ​ ‌ ‌​‌ ‌‌‌‍‌​‌‍‍‌‌‍ ​‍ ‌‍‍‌‌‍ ‍‌ ‌​‌‍‌‌‌‍ ‍‌ ‌​​‍ ‌‍‌‌‌‍‌​‌‍‍‌‌ ‌​​‍ ‌‍ ‌‌‍ ‌‍‌​‌‍‌‌​ ‌‌ ​​‌ ​‍‌‍‌‌‌ ​ ‌‍‌‌‌‍ ‍‌ ‌​‌‍​‌‌ ‌​‌‍‍‌‌‍ ‌‍ ‍​ ‍ ‌‍‍‌‌‍‌​​ ‌‌‍‌‍‌‍ ‌‍ ‌ ‌​‌‍‌‌‌ ​‍​ ‍ ‌ ‌​‌ ‍‌‌ ​​‌‍‌‌​ ‌‌‍‌‍‌‍ ‌‍ ‌ ‌​‌‍‌‌‌ ​‍​ ‍ ‌ ​​‌‍​‌‌ ‌​‌‍‍​​ ‌‌‍​ ‌‍ ‌‍ ​‌ ‌‌‌‍ ‌‌‍ ‍‌ ​ ​‍‌‌​ ‌‌‌​​‍‌‌ ‌‍‍ ‌‍‌‌‌ ‍‌​‍‌‌​ ​ ‌​‌​​‍‌‌​ ​ ‌​‌​​‍‌‌​ ​‍​ ​‍​ ‌‌​ ​ ​ ‌‌​ ‍‌‌‍​ ​ ​‍‌‍‌​​ ‍​‌‍​‌​ ‍​​ ​ ​ ​ ​‍‌‌​ ​‍​ ​‍​‍‌‌​ ‌‌‌​‌​​‍ ‍‌‍ ​‌‍‍‌‌‍ ‍‌‍‍ ‌ ​ ​‍‌‌​ ‌‌‌​​‍‌‌ ‌‍‍ ‌‍‌‌‌ ‍‌​‍‌‌​ ​ ‌​‌​​‍‌‌​ ​ ‌​‌​​‍‌‌​ ​‍​ ​‍​ ​​​ ​ ​ ‍‌​ ‍‌​ ​‍​ ‌​‌‍​‍​ ‌ ​ ​‍​ ‌ ‌‍​‍‌‍‌​​‍‌‌​ ​‍​ ​‍​‍‌‌​ ‌‌‌​‌​​‍ ‍‌‍ ‍‌‍​‌‌‍ ‌‌‍‌‌​ ‌‍​‍‌‍​‌‌ ​ ‌‍‌‌‌‌‌‌‌ ​‍‌‍ ​​ ‌‌‍‍​‌ ‌​‌ ‌​‌ ​​‌ ​ ​‍‌‌​ ​ ‌​​‌​‍‌‌​ ​‍‌​‌‍​‍‌‌​ ​‍‌​‌‍‌‍​ ‌‍‍​‌‍‌‌‌‍ ​‌ ​ ‌‍‌‌‌‍​‌‌ ​​‌‍‍‌‌‍‌‌‌ ​‍‌ ​ ​‍ ‍‌ ​ ‌‍​‌‌‍ ‍‌‍‍‌‌ ‌​‌ ‍‌​‍ ‍‌ ​ ‌ ‌​‌ ‌‌‌‍‌​‌‍‍‌‌‍ ​‍‌‍‌‍‍‌‌‍‌​​ ‌‌‍‌‍‌‍ ‌‍ ‌ ‌​‌‍‌‌‌ ​‍​‍‌‍‌ ‌​‌ ‍‌‌ ​​‌‍‌‌​ ‌‌‍‌‍‌‍ ‌‍ ‌ ‌​‌‍‌‌‌ ​‍​‍‌‍‌ ​​‌‍​‌‌ ‌​‌‍‍​​ ‌‌‍​ ‌‍ ‌‍ ​‌ ‌‌‌‍ ‌‌‍ ‍‌ ​ ​‍‌‌​ ‌‌‌​​‍‌‌ ‌‍‍ ‌‍‌‌‌ ‍‌​‍‌‌​ ​ ‌​‌​​‍‌‌​ ​ ‌​‌​​‍‌‌​ ​‍​ ​‍​ ‌‌​ ​ ​ ‌‌​ ‍‌‌‍​ ​ ​‍‌‍‌​​ ‍​‌‍​‌​ ‍​​ ​ ​ ​ ​‍‌‌​ ​‍​ ​‍​‍‌‌​ ‌‌‌​‌​​‍ ‍‌‍ ​‌‍‍‌‌‍ ‍‌‍‍ ‌ ​ ​‍‌‌​ ‌‌‌​​‍‌‌ ‌‍‍ ‌‍‌‌‌ ‍‌​‍‌‌​ ​ ‌​‌​​‍‌‌​ ​ ‌​‌​​‍‌‌​ ​‍​ ​‍​ ​​​ ​ ​ ‍‌​ ‍‌​ ​‍​ ‌​‌‍​‍​ ‌ ​ ​‍​ ‌ ‌‍​‍‌‍‌​​‍‌‌​ ​‍​ ​‍​‍‌‌​ ‌‌‌​‌​​‍ ‍‌‍ ‍‌‍​‌‌‍ ‌‌‍‌‌​‍‌‍‌ ​​‌‍‌‌‌ ​‍‌ ​ ‌ ​​‌‍‌‌‌‍​ ‌ ‌​‌‍‍‌‌ ‌‍‌‍‌‌​ ‌‌ ​​‌ ‌‌‌‍​‍‌‍ ​‌‍‍‌‌ ​ ‌‍‍​‌‍‌‌‌‍‌​​‍​‍‌ ‌
Stay in Touch​​​​‌ ‍ ​‍​‍‌‍ ‌ ​‍‌‍‍‌‌‍‌ ‌‍‍‌‌‍ ‍​‍​‍​ ‍‍​‍​‍‌ ​ ‌‍​‌‌‍ ‍‌‍‍‌‌ ‌​‌ ‍‌​‍ ‍‌‍‍‌‌‍ ​‍​‍​‍ ​​‍​‍‌‍‍​‌ ​‍‌‍‌‌‌‍‌‍​‍​‍​ ‍‍​‍​‍‌‍‍​‌ ‌​‌ ‌​‌ ​​‌ ​ ​ ‍‍​‍ ​‍ ‌‍​ ‌‍‍​‌‍‌‌‌‍ ​‌ ​ ‌‍‌‌‌‍​‌‌ ​​‌‍‍‌‌‍‌‌‌ ​‍‌ ​ ​‍ ‍‌ ​ ‌‍​‌‌‍ ‍‌‍‍‌‌ ‌​‌ ‍‌​‍ ‍‌ ​ ‌ ‌​‌ ‌‌‌‍‌​‌‍‍‌‌‍ ​‍ ‌‍‍‌‌‍ ‍‌ ‌​‌‍‌‌‌‍ ‍‌ ‌​​‍ ‌‍‌‌‌‍‌​‌‍‍‌‌ ‌​​‍ ‌‍ ‌‌‍ ‌‍‌​‌‍‌‌​ ‌‌ ​​‌ ​‍‌‍‌‌‌ ​ ‌‍‌‌‌‍ ‍‌ ‌​‌‍​‌‌ ‌​‌‍‍‌‌‍ ‌‍ ‍​ ‍ ‌‍‍‌‌‍‌​​ ‌‌‍‌‍‌‍ ‌‍ ‌ ‌​‌‍‌‌‌ ​‍​ ‍ ‌ ‌​‌ ‍‌‌ ​​‌‍‌‌​ ‌‌‍‌‍‌‍ ‌‍ ‌ ‌​‌‍‌‌‌ ​‍​ ‍ ‌ ​​‌‍​‌‌ ‌​‌‍‍​​ ‌‌‍​ ‌‍ ‌‍ ​‌ ‌‌‌‍ ‌‌‍ ‍‌ ​ ​‍‌‌​ ‌‌‌​​‍‌‌ ‌‍‍ ‌‍‌‌‌ ‍‌​‍‌‌​ ​ ‌​‌​​‍‌‌​ ​ ‌​‌​​‍‌‌​ ​‍​ ​‍​ ‍​‌‍​‍‌‍‌​​ ​‌‌‍​‍‌‍‌‌‌‍‌‌‌‍‌​‌‍​‌​ ​‍‌‍‌‌‌‍​‌​‍‌‌​ ​‍​ ​‍​‍‌‌​ ‌‌‌​‌​​‍ ‍‌ ‌​‌‍‍‌‌ ‌​‌‍ ​‌‍‌‌​ ‌‍​‍‌‍​‌‌ ​ ‌‍‌‌‌‌‌‌‌ ​‍‌‍ ​​ ‌‌‍‍​‌ ‌​‌ ‌​‌ ​​‌ ​ ​‍‌‌​ ​ ‌​​‌​‍‌‌​ ​‍‌​‌‍​‍‌‌​ ​‍‌​‌‍‌‍​ ‌‍‍​‌‍‌‌‌‍ ​‌ ​ ‌‍‌‌‌‍​‌‌ ​​‌‍‍‌‌‍‌‌‌ ​‍‌ ​ ​‍ ‍‌ ​ ‌‍​‌‌‍ ‍‌‍‍‌‌ ‌​‌ ‍‌​‍ ‍‌ ​ ‌ ‌​‌ ‌‌‌‍‌​‌‍‍‌‌‍ ​‍‌‍‌‍‍‌‌‍‌​​ ‌‌‍‌‍‌‍ ‌‍ ‌ ‌​‌‍‌‌‌ ​‍​‍‌‍‌ ‌​‌ ‍‌‌ ​​‌‍‌‌​ ‌‌‍‌‍‌‍ ‌‍ ‌ ‌​‌‍‌‌‌ ​‍​‍‌‍‌ ​​‌‍​‌‌ ‌​‌‍‍​​ ‌‌‍​ ‌‍ ‌‍ ​‌ ‌‌‌‍ ‌‌‍ ‍‌ ​ ​‍‌‌​ ‌‌‌​​‍‌‌ ‌‍‍ ‌‍‌‌‌ ‍‌​‍‌‌​ ​ ‌​‌​​‍‌‌​ ​ ‌​‌​​‍‌‌​ ​‍​ ​‍​ ‍​‌‍​‍‌‍‌​​ ​‌‌‍​‍‌‍‌‌‌‍‌‌‌‍‌​‌‍​‌​ ​‍‌‍‌‌‌‍​‌​‍‌‌​ ​‍​ ​‍​‍‌‌​ ‌‌‌​‌​​‍ ‍‌ ‌​‌‍‍‌‌ ‌​‌‍ ​‌‍‌‌​‍‌‍‌ ​​‌‍‌‌‌ ​‍‌ ​ ‌ ​​‌‍‌‌‌‍​ ‌ ‌​‌‍‍‌‌ ‌‍‌‍‌‌​ ‌‌ ​​‌ ‌‌‌‍​‍‌‍ ​‌‍‍‌‌ ​ ‌‍‍​‌‍‌‌‌‍‌​​‍​‍‌ ‌
News + Press​​​​‌ ‍ ​‍​‍‌‍ ‌ ​‍‌‍‍‌‌‍‌ ‌‍‍‌‌‍ ‍​‍​‍​ ‍‍​‍​‍‌ ​ ‌‍​‌‌‍ ‍‌‍‍‌‌ ‌​‌ ‍‌​‍ ‍‌‍‍‌‌‍ ​‍​‍​‍ ​​‍​‍‌‍‍​‌ ​‍‌‍‌‌‌‍‌‍​‍​‍​ ‍‍​‍​‍‌‍‍​‌ ‌​‌ ‌​‌ ​​‌ ​ ​ ‍‍​‍ ​‍ ‌‍​ ‌‍‍​‌‍‌‌‌‍ ​‌ ​ ‌‍‌‌‌‍​‌‌ ​​‌‍‍‌‌‍‌‌‌ ​‍‌ ​ ​‍ ‍‌ ​ ‌‍​‌‌‍ ‍‌‍‍‌‌ ‌​‌ ‍‌​‍ ‍‌ ​ ‌ ‌​‌ ‌‌‌‍‌​‌‍‍‌‌‍ ​‍ ‌‍‍‌‌‍ ‍‌ ‌​‌‍‌‌‌‍ ‍‌ ‌​​‍ ‌‍‌‌‌‍‌​‌‍‍‌‌ ‌​​‍ ‌‍ ‌‌‍ ‌‍‌​‌‍‌‌​ ‌‌ ​​‌ ​‍‌‍‌‌‌ ​ ‌‍‌‌‌‍ ‍‌ ‌​‌‍​‌‌ ‌​‌‍‍‌‌‍ ‌‍ ‍​ ‍ ‌‍‍‌‌‍‌​​ ‌‌‍‌‍‌‍ ‌‍ ‌ ‌​‌‍‌‌‌ ​‍​ ‍ ‌ ‌​‌ ‍‌‌ ​​‌‍‌‌​ ‌‌‍‌‍‌‍ ‌‍ ‌ ‌​‌‍‌‌‌ ​‍​ ‍ ‌ ​​‌‍​‌‌ ‌​‌‍‍​​ ‌‌‍​ ‌‍ ‌‍ ​‌ ‌‌‌‍ ‌‌‍ ‍‌ ​ ​‍‌‌​ ‌‌‌​​‍‌‌ ‌‍‍ ‌‍‌‌‌ ‍‌​‍‌‌​ ​ ‌​‌​​‍‌‌​ ​ ‌​‌​​‍‌‌​ ​‍​ ​‍​ ‍​‌‍​‍‌‍‌​​ ​‌‌‍​‍‌‍‌‌‌‍‌‌‌‍‌​‌‍​‌​ ​‍‌‍‌‌‌‍​‌​‍‌‌​ ​‍​ ​‍​‍‌‌​ ‌‌‌​‌​​‍ ‍‌‍ ​‌‍‍‌‌‍ ‍‌‍‍ ‌ ​ ​‍‌‌​ ‌‌‌​​‍‌‌ ‌‍‍ ‌‍‌‌‌ ‍‌​‍‌‌​ ​ ‌​‌​​‍‌‌​ ​ ‌​‌​​‍‌‌​ ​‍​ ​‍‌‍‌‍​ ‌‌​ ​‍​ ‍‌‌‍​‌‌‍‌​​ ‍​‌‍​‍​ ‍‌​ ​‍​ ‌​​ ​ ​‍‌‌​ ​‍​ ​‍​‍‌‌​ ‌‌‌​‌​​‍ ‍‌‍ ‍‌‍​‌‌‍ ‌‌‍‌‌​ ‌‍​‍‌‍​‌‌ ​ ‌‍‌‌‌‌‌‌‌ ​‍‌‍ ​​ ‌‌‍‍​‌ ‌​‌ ‌​‌ ​​‌ ​ ​‍‌‌​ ​ ‌​​‌​‍‌‌​ ​‍‌​‌‍​‍‌‌​ ​‍‌​‌‍‌‍​ ‌‍‍​‌‍‌‌‌‍ ​‌ ​ ‌‍‌‌‌‍​‌‌ ​​‌‍‍‌‌‍‌‌‌ ​‍‌ ​ ​‍ ‍‌ ​ ‌‍​‌‌‍ ‍‌‍‍‌‌ ‌​‌ ‍‌​‍ ‍‌ ​ ‌ ‌​‌ ‌‌‌‍‌​‌‍‍‌‌‍ ​‍‌‍‌‍‍‌‌‍‌​​ ‌‌‍‌‍‌‍ ‌‍ ‌ ‌​‌‍‌‌‌ ​‍​‍‌‍‌ ‌​‌ ‍‌‌ ​​‌‍‌‌​ ‌‌‍‌‍‌‍ ‌‍ ‌ ‌​‌‍‌‌‌ ​‍​‍‌‍‌ ​​‌‍​‌‌ ‌​‌‍‍​​ ‌‌‍​ ‌‍ ‌‍ ​‌ ‌‌‌‍ ‌‌‍ ‍‌ ​ ​‍‌‌​ ‌‌‌​​‍‌‌ ‌‍‍ ‌‍‌‌‌ ‍‌​‍‌‌​ ​ ‌​‌​​‍‌‌​ ​ ‌​‌​​‍‌‌​ ​‍​ ​‍​ ‍​‌‍​‍‌‍‌​​ ​‌‌‍​‍‌‍‌‌‌‍‌‌‌‍‌​‌‍​‌​ ​‍‌‍‌‌‌‍​‌​‍‌‌​ ​‍​ ​‍​‍‌‌​ ‌‌‌​‌​​‍ ‍‌‍ ​‌‍‍‌‌‍ ‍‌‍‍ ‌ ​ ​‍‌‌​ ‌‌‌​​‍‌‌ ‌‍‍ ‌‍‌‌‌ ‍‌​‍‌‌​ ​ ‌​‌​​‍‌‌​ ​ ‌​‌​​‍‌‌​ ​‍​ ​‍‌‍‌‍​ ‌‌​ ​‍​ ‍‌‌‍​‌‌‍‌​​ ‍​‌‍​‍​ ‍‌​ ​‍​ ‌​​ ​ ​‍‌‌​ ​‍​ ​‍​‍‌‌​ ‌‌‌​‌​​‍ ‍‌‍ ‍‌‍​‌‌‍ ‌‌‍‌‌​‍‌‍‌ ​​‌‍‌‌‌ ​‍‌ ​ ‌ ​​‌‍‌‌‌‍​ ‌ ‌​‌‍‍‌‌ ‌‍‌‍‌‌​ ‌‌ ​​‌ ‌‌‌‍​‍‌‍ ​‌‍‍‌‌ ​ ‌‍‍​‌‍‌‌‌‍‌​​‍​‍‌ ‌
@chelseapiersnyc​​​​‌ ‍ ​‍​‍‌‍ ‌ ​‍‌‍‍‌‌‍‌ ‌‍‍‌‌‍ ‍​‍​‍​ ‍‍​‍​‍‌ ​ ‌‍​‌‌‍ ‍‌‍‍‌‌ ‌​‌ ‍‌​‍ ‍‌‍‍‌‌‍ ​‍​‍​‍ ​​‍​‍‌‍‍​‌ ​‍‌‍‌‌‌‍‌‍​‍​‍​ ‍‍​‍​‍‌‍‍​‌ ‌​‌ ‌​‌ ​​‌ ​ ​ ‍‍​‍ ​‍ ‌‍​ ‌‍‍​‌‍‌‌‌‍ ​‌ ​ ‌‍‌‌‌‍​‌‌ ​​‌‍‍‌‌‍‌‌‌ ​‍‌ ​ ​‍ ‍‌ ​ ‌‍​‌‌‍ ‍‌‍‍‌‌ ‌​‌ ‍‌​‍ ‍‌ ​ ‌ ‌​‌ ‌‌‌‍‌​‌‍‍‌‌‍ ​‍ ‌‍‍‌‌‍ ‍‌ ‌​‌‍‌‌‌‍ ‍‌ ‌​​‍ ‌‍‌‌‌‍‌​‌‍‍‌‌ ‌​​‍ ‌‍ ‌‌‍ ‌‍‌​‌‍‌‌​ ‌‌ ​​‌ ​‍‌‍‌‌‌ ​ ‌‍‌‌‌‍ ‍‌ ‌​‌‍​‌‌ ‌​‌‍‍‌‌‍ ‌‍ ‍​ ‍ ‌‍‍‌‌‍‌​​ ‌‌‍‌‍‌‍ ‌‍ ‌ ‌​‌‍‌‌‌ ​‍​ ‍ ‌ ‌​‌ ‍‌‌ ​​‌‍‌‌​ ‌‌‍‌‍‌‍ ‌‍ ‌ ‌​‌‍‌‌‌ ​‍​ ‍ ‌ ​​‌‍​‌‌ ‌​‌‍‍​​ ‌‌‍​ ‌‍ ‌‍ ​‌ ‌‌‌‍ ‌‌‍ ‍‌ ​ ​‍‌‌​ ‌‌‌​​‍‌‌ ‌‍‍ ‌‍‌‌‌ ‍‌​‍‌‌​ ​ ‌​‌​​‍‌‌​ ​ ‌​‌​​‍‌‌​ ​‍​ ​‍​ ‍​‌‍​‍‌‍‌​​ ​‌‌‍​‍‌‍‌‌‌‍‌‌‌‍‌​‌‍​‌​ ​‍‌‍‌‌‌‍​‌​‍‌‌​ ​‍​ ​‍​‍‌‌​ ‌‌‌​‌​​‍ ‍‌‍ ​‌‍‍‌‌‍ ‍‌‍‍ ‌ ​ ​‍‌‌​ ‌‌‌​​‍‌‌ ‌‍‍ ‌‍‌‌‌ ‍‌​‍‌‌​ ​ ‌​‌​​‍‌‌​ ​ ‌​‌​​‍‌‌​ ​‍​ ​‍​ ‌​​ ​ ​ ​​‌‍‌‌‌‍​ ‌‍​‌​ ​​​ ‌​‌‍‌‌‌‍‌‍​ ‌​​ ‍‌​‍‌‌​ ​‍​ ​‍​‍‌‌​ ‌‌‌​‌​​‍ ‍‌‍ ‍‌‍​‌‌‍ ‌‌‍‌‌​ ‌‍​‍‌‍​‌‌ ​ ‌‍‌‌‌‌‌‌‌ ​‍‌‍ ​​ ‌‌‍‍​‌ ‌​‌ ‌​‌ ​​‌ ​ ​‍‌‌​ ​ ‌​​‌​‍‌‌​ ​‍‌​‌‍​‍‌‌​ ​‍‌​‌‍‌‍​ ‌‍‍​‌‍‌‌‌‍ ​‌ ​ ‌‍‌‌‌‍​‌‌ ​​‌‍‍‌‌‍‌‌‌ ​‍‌ ​ ​‍ ‍‌ ​ ‌‍​‌‌‍ ‍‌‍‍‌‌ ‌​‌ ‍‌​‍ ‍‌ ​ ‌ ‌​‌ ‌‌‌‍‌​‌‍‍‌‌‍ ​‍‌‍‌‍‍‌‌‍‌​​ ‌‌‍‌‍‌‍ ‌‍ ‌ ‌​‌‍‌‌‌ ​‍​‍‌‍‌ ‌​‌ ‍‌‌ ​​‌‍‌‌​ ‌‌‍‌‍‌‍ ‌‍ ‌ ‌​‌‍‌‌‌ ​‍​‍‌‍‌ ​​‌‍​‌‌ ‌​‌‍‍​​ ‌‌‍​ ‌‍ ‌‍ ​‌ ‌‌‌‍ ‌‌‍ ‍‌ ​ ​‍‌‌​ ‌‌‌​​‍‌‌ ‌‍‍ ‌‍‌‌‌ ‍‌​‍‌‌​ ​ ‌​‌​​‍‌‌​ ​ ‌​‌​​‍‌‌​ ​‍​ ​‍​ ‍​‌‍​‍‌‍‌​​ ​‌‌‍​‍‌‍‌‌‌‍‌‌‌‍‌​‌‍​‌​ ​‍‌‍‌‌‌‍​‌​‍‌‌​ ​‍​ ​‍​‍‌‌​ ‌‌‌​‌​​‍ ‍‌‍ ​‌‍‍‌‌‍ ‍‌‍‍ ‌ ​ ​‍‌‌​ ‌‌‌​​‍‌‌ ‌‍‍ ‌‍‌‌‌ ‍‌​‍‌‌​ ​ ‌​‌​​‍‌‌​ ​ ‌​‌​​‍‌‌​ ​‍​ ​‍​ ‌​​ ​ ​ ​​‌‍‌‌‌‍​ ‌‍​‌​ ​​​ ‌​‌‍‌‌‌‍‌‍​ ‌​​ ‍‌​‍‌‌​ ​‍​ ​‍​‍‌‌​ ‌‌‌​‌​​‍ ‍‌‍ ‍‌‍​‌‌‍ ‌‌‍‌‌​‍‌‍‌ ​​‌‍‌‌‌ ​‍‌ ​ ‌ ​​‌‍‌‌‌‍​ ‌ ‌​‌‍‍‌‌ ‌‍‌‍‌‌​ ‌‌ ​​‌ ‌‌‌‍​‍‌‍ ​‌‍‍‌‌ ​ ‌‍‍​‌‍‌‌‌‍‌​​‍​‍‌ ‌
@chelseapiersbrooklyn​​​​‌ ‍ ​‍​‍‌‍ ‌ ​‍‌‍‍‌‌‍‌ ‌‍‍‌‌‍ ‍​‍​‍​ ‍‍​‍​‍‌ ​ ‌‍​‌‌‍ ‍‌‍‍‌‌ ‌​‌ ‍‌​‍ ‍‌‍‍‌‌‍ ​‍​‍​‍ ​​‍​‍‌‍‍​‌ ​‍‌‍‌‌‌‍‌‍​‍​‍​ ‍‍​‍​‍‌‍‍​‌ ‌​‌ ‌​‌ ​​‌ ​ ​ ‍‍​‍ ​‍ ‌‍​ ‌‍‍​‌‍‌‌‌‍ ​‌ ​ ‌‍‌‌‌‍​‌‌ ​​‌‍‍‌‌‍‌‌‌ ​‍‌ ​ ​‍ ‍‌ ​ ‌‍​‌‌‍ ‍‌‍‍‌‌ ‌​‌ ‍‌​‍ ‍‌ ​ ‌ ‌​‌ ‌‌‌‍‌​‌‍‍‌‌‍ ​‍ ‌‍‍‌‌‍ ‍‌ ‌​‌‍‌‌‌‍ ‍‌ ‌​​‍ ‌‍‌‌‌‍‌​‌‍‍‌‌ ‌​​‍ ‌‍ ‌‌‍ ‌‍‌​‌‍‌‌​ ‌‌ ​​‌ ​‍‌‍‌‌‌ ​ ‌‍‌‌‌‍ ‍‌ ‌​‌‍​‌‌ ‌​‌‍‍‌‌‍ ‌‍ ‍​ ‍ ‌‍‍‌‌‍‌​​ ‌‌‍‌‍‌‍ ‌‍ ‌ ‌​‌‍‌‌‌ ​‍​ ‍ ‌ ‌​‌ ‍‌‌ ​​‌‍‌‌​ ‌‌‍‌‍‌‍ ‌‍ ‌ ‌​‌‍‌‌‌ ​‍​ ‍ ‌ ​​‌‍​‌‌ ‌​‌‍‍​​ ‌‌‍​ ‌‍ ‌‍ ​‌ ‌‌‌‍ ‌‌‍ ‍‌ ​ ​‍‌‌​ ‌‌‌​​‍‌‌ ‌‍‍ ‌‍‌‌‌ ‍‌​‍‌‌​ ​ ‌​‌​​‍‌‌​ ​ ‌​‌​​‍‌‌​ ​‍​ ​‍​ ‍​‌‍​‍‌‍‌​​ ​‌‌‍​‍‌‍‌‌‌‍‌‌‌‍‌​‌‍​‌​ ​‍‌‍‌‌‌‍​‌​‍‌‌​ ​‍​ ​‍​‍‌‌​ ‌‌‌​‌​​‍ ‍‌‍ ​‌‍‍‌‌‍ ‍‌‍‍ ‌ ​ ​‍‌‌​ ‌‌‌​​‍‌‌ ‌‍‍ ‌‍‌‌‌ ‍‌​‍‌‌​ ​ ‌​‌​​‍‌‌​ ​ ‌​‌​​‍‌‌​ ​‍​ ​‍​ ​ ​ ‌ ​ ‍​​ ​‌‌‍‌​​ ​‍‌‍‌​‌‍​‍‌‍‌‌​ ‌ ​ ​‍​ ​​​ ‌‍​ ‍‌​ ‌‌​ ​ ​ ​‍​ ‌​‌‍‌‍‌‍‌‍‌‍​‌​ ‌‌​ ‌‌‌‍​‍‌‍​ ‌‍‌‌​ ‌‌‌‍‌‌‌‍​ ‌‍​‌​ ‍​​ ​‍​‍‌‌​ ​‍​ ​‍​‍‌‌​ ‌‌‌​‌​​‍ ‍‌‍ ‍‌‍​‌‌‍ ‌‌‍‌‌​ ‌‍​‍‌‍​‌‌ ​ ‌‍‌‌‌‌‌‌‌ ​‍‌‍ ​​ ‌‌‍‍​‌ ‌​‌ ‌​‌ ​​‌ ​ ​‍‌‌​ ​ ‌​​‌​‍‌‌​ ​‍‌​‌‍​‍‌‌​ ​‍‌​‌‍‌‍​ ‌‍‍​‌‍‌‌‌‍ ​‌ ​ ‌‍‌‌‌‍​‌‌ ​​‌‍‍‌‌‍‌‌‌ ​‍‌ ​ ​‍ ‍‌ ​ ‌‍​‌‌‍ ‍‌‍‍‌‌ ‌​‌ ‍‌​‍ ‍‌ ​ ‌ ‌​‌ ‌‌‌‍‌​‌‍‍‌‌‍ ​‍‌‍‌‍‍‌‌‍‌​​ ‌‌‍‌‍‌‍ ‌‍ ‌ ‌​‌‍‌‌‌ ​‍​‍‌‍‌ ‌​‌ ‍‌‌ ​​‌‍‌‌​ ‌‌‍‌‍‌‍ ‌‍ ‌ ‌​‌‍‌‌‌ ​‍​‍‌‍‌ ​​‌‍​‌‌ ‌​‌‍‍​​ ‌‌‍​ ‌‍ ‌‍ ​‌ ‌‌‌‍ ‌‌‍ ‍‌ ​ ​‍‌‌​ ‌‌‌​​‍‌‌ ‌‍‍ ‌‍‌‌‌ ‍‌​‍‌‌​ ​ ‌​‌​​‍‌‌​ ​ ‌​‌​​‍‌‌​ ​‍​ ​‍​ ‍​‌‍​‍‌‍‌​​ ​‌‌‍​‍‌‍‌‌‌‍‌‌‌‍‌​‌‍​‌​ ​‍‌‍‌‌‌‍​‌​‍‌‌​ ​‍​ ​‍​‍‌‌​ ‌‌‌​‌​​‍ ‍‌‍ ​‌‍‍‌‌‍ ‍‌‍‍ ‌ ​ ​‍‌‌​ ‌‌‌​​‍‌‌ ‌‍‍ ‌‍‌‌‌ ‍‌​‍‌‌​ ​ ‌​‌​​‍‌‌​ ​ ‌​‌​​‍‌‌​ ​‍​ ​‍​ ​ ​ ‌ ​ ‍​​ ​‌‌‍‌​​ ​‍‌‍‌​‌‍​‍‌‍‌‌​ ‌ ​ ​‍​ ​​​ ‌‍​ ‍‌​ ‌‌​ ​ ​ ​‍​ ‌​‌‍‌‍‌‍‌‍‌‍​‌​ ‌‌​ ‌‌‌‍​‍‌‍​ ‌‍‌‌​ ‌‌‌‍‌‌‌‍​ ‌‍​‌​ ‍​​ ​‍​‍‌‌​ ​‍​ ​‍​‍‌‌​ ‌‌‌​‌​​‍ ‍‌‍ ‍‌‍​‌‌‍ ‌‌‍‌‌​‍‌‍‌ ​​‌‍‌‌‌ ​‍‌ ​ ‌ ​​‌‍‌‌‌‍​ ‌ ‌​‌‍‍‌‌ ‌‍‌‍‌‌​ ‌‌ ​​‌ ‌‌‌‍​‍‌‍ ​‌‍‍‌‌ ​ ‌‍‍​‌‍‌‌‌‍‌​​‍​‍‌ ‌
@chelseapiersct​​​​‌ ‍ ​‍​‍‌‍ ‌ ​‍‌‍‍‌‌‍‌ ‌‍‍‌‌‍ ‍​‍​‍​ ‍‍​‍​‍‌ ​ ‌‍​‌‌‍ ‍‌‍‍‌‌ ‌​‌ ‍‌​‍ ‍‌‍‍‌‌‍ ​‍​‍​‍ ​​‍​‍‌‍‍​‌ ​‍‌‍‌‌‌‍‌‍​‍​‍​ ‍‍​‍​‍‌‍‍​‌ ‌​‌ ‌​‌ ​​‌ ​ ​ ‍‍​‍ ​‍ ‌‍​ ‌‍‍​‌‍‌‌‌‍ ​‌ ​ ‌‍‌‌‌‍​‌‌ ​​‌‍‍‌‌‍‌‌‌ ​‍‌ ​ ​‍ ‍‌ ​ ‌‍​‌‌‍ ‍‌‍‍‌‌ ‌​‌ ‍‌​‍ ‍‌ ​ ‌ ‌​‌ ‌‌‌‍‌​‌‍‍‌‌‍ ​‍ ‌‍‍‌‌‍ ‍‌ ‌​‌‍‌‌‌‍ ‍‌ ‌​​‍ ‌‍‌‌‌‍‌​‌‍‍‌‌ ‌​​‍ ‌‍ ‌‌‍ ‌‍‌​‌‍‌‌​ ‌‌ ​​‌ ​‍‌‍‌‌‌ ​ ‌‍‌‌‌‍ ‍‌ ‌​‌‍​‌‌ ‌​‌‍‍‌‌‍ ‌‍ ‍​ ‍ ‌‍‍‌‌‍‌​​ ‌‌‍‌‍‌‍ ‌‍ ‌ ‌​‌‍‌‌‌ ​‍​ ‍ ‌ ‌​‌ ‍‌‌ ​​‌‍‌‌​ ‌‌‍‌‍‌‍ ‌‍ ‌ ‌​‌‍‌‌‌ ​‍​ ‍ ‌ ​​‌‍​‌‌ ‌​‌‍‍​​ ‌‌‍​ ‌‍ ‌‍ ​‌ ‌‌‌‍ ‌‌‍ ‍‌ ​ ​‍‌‌​ ‌‌‌​​‍‌‌ ‌‍‍ ‌‍‌‌‌ ‍‌​‍‌‌​ ​ ‌​‌​​‍‌‌​ ​ ‌​‌​​‍‌‌​ ​‍​ ​‍​ ‍​‌‍​‍‌‍‌​​ ​‌‌‍​‍‌‍‌‌‌‍‌‌‌‍‌​‌‍​‌​ ​‍‌‍‌‌‌‍​‌​‍‌‌​ ​‍​ ​‍​‍‌‌​ ‌‌‌​‌​​‍ ‍‌‍ ​‌‍‍‌‌‍ ‍‌‍‍ ‌ ​ ​‍‌‌​ ‌‌‌​​‍‌‌ ‌‍‍ ‌‍‌‌‌ ‍‌​‍‌‌​ ​ ‌​‌​​‍‌‌​ ​ ‌​‌​​‍‌‌​ ​‍​ ​‍‌‍​‌‌‍‌​​ ‌ ‌‍‌‌‌‍​ ​ ‌‌​ ‌‍​ ‌​​ ​​​ ‌ ‌‍​‍‌‍​‌‌‍‌​​ ‌‍‌‍‌‍​ ‍​​ ‍‌‌‍‌‍‌‍​‍​ ‌‍‌‍​‍​ ​​​ ‌​​ ​ ‌‍‌​‌‍​‍​ ​‌​ ‌‍​ ​ ​ ‌ ​ ​‌​ ‌‍​‍‌‌​ ​‍​ ​‍​‍‌‌​ ‌‌‌​‌​​‍ ‍‌‍ ‍‌‍​‌‌‍ ‌‌‍‌‌​ ‌‍​‍‌‍​‌‌ ​ ‌‍‌‌‌‌‌‌‌ ​‍‌‍ ​​ ‌‌‍‍​‌ ‌​‌ ‌​‌ ​​‌ ​ ​‍‌‌​ ​ ‌​​‌​‍‌‌​ ​‍‌​‌‍​‍‌‌​ ​‍‌​‌‍‌‍​ ‌‍‍​‌‍‌‌‌‍ ​‌ ​ ‌‍‌‌‌‍​‌‌ ​​‌‍‍‌‌‍‌‌‌ ​‍‌ ​ ​‍ ‍‌ ​ ‌‍​‌‌‍ ‍‌‍‍‌‌ ‌​‌ ‍‌​‍ ‍‌ ​ ‌ ‌​‌ ‌‌‌‍‌​‌‍‍‌‌‍ ​‍‌‍‌‍‍‌‌‍‌​​ ‌‌‍‌‍‌‍ ‌‍ ‌ ‌​‌‍‌‌‌ ​‍​‍‌‍‌ ‌​‌ ‍‌‌ ​​‌‍‌‌​ ‌‌‍‌‍‌‍ ‌‍ ‌ ‌​‌‍‌‌‌ ​‍​‍‌‍‌ ​​‌‍​‌‌ ‌​‌‍‍​​ ‌‌‍​ ‌‍ ‌‍ ​‌ ‌‌‌‍ ‌‌‍ ‍‌ ​ ​‍‌‌​ ‌‌‌​​‍‌‌ ‌‍‍ ‌‍‌‌‌ ‍‌​‍‌‌​ ​ ‌​‌​​‍‌‌​ ​ ‌​‌​​‍‌‌​ ​‍​ ​‍​ ‍​‌‍​‍‌‍‌​​ ​‌‌‍​‍‌‍‌‌‌‍‌‌‌‍‌​‌‍​‌​ ​‍‌‍‌‌‌‍​‌​‍‌‌​ ​‍​ ​‍​‍‌‌​ ‌‌‌​‌​​‍ ‍‌‍ ​‌‍‍‌‌‍ ‍‌‍‍ ‌ ​ ​‍‌‌​ ‌‌‌​​‍‌‌ ‌‍‍ ‌‍‌‌‌ ‍‌​‍‌‌​ ​ ‌​‌​​‍‌‌​ ​ ‌​‌​​‍‌‌​ ​‍​ ​‍‌‍​‌‌‍‌​​ ‌ ‌‍‌‌‌‍​ ​ ‌‌​ ‌‍​ ‌​​ ​​​ ‌ ‌‍​‍‌‍​‌‌‍‌​​ ‌‍‌‍‌‍​ ‍​​ ‍‌‌‍‌‍‌‍​‍​ ‌‍‌‍​‍​ ​​​ ‌​​ ​ ‌‍‌​‌‍​‍​ ​‌​ ‌‍​ ​ ​ ‌ ​ ​‌​ ‌‍​‍‌‌​ ​‍​ ​‍​‍‌‌​ ‌‌‌​‌​​‍ ‍‌‍ ‍‌‍​‌‌‍ ‌‌‍‌‌​‍‌‍‌ ​​‌‍‌‌‌ ​‍‌ ​ ‌ ​​‌‍‌‌‌‍​ ‌ ‌​‌‍‍‌‌ ‌‍‌‍‌‌​ ‌‌ ​​‌ ‌‌‌‍​‍‌‍ ​‌‍‍‌‌ ​ ‌‍‍​‌‍‌‌‌‍‌​​‍​‍‌ ‌
Locations​​​​‌ ‍ ​‍​‍‌‍ ‌ ​‍‌‍‍‌‌‍‌ ‌‍‍‌‌‍ ‍​‍​‍​ ‍‍​‍​‍‌ ​ ‌‍​‌‌‍ ‍‌‍‍‌‌ ‌​‌ ‍‌​‍ ‍‌‍‍‌‌‍ ​‍​‍​‍ ​​‍​‍‌‍‍​‌ ​‍‌‍‌‌‌‍‌‍​‍​‍​ ‍‍​‍​‍‌‍‍​‌ ‌​‌ ‌​‌ ​​‌ ​ ​ ‍‍​‍ ​‍ ‌‍​ ‌‍‍​‌‍‌‌‌‍ ​‌ ​ ‌‍‌‌‌‍​‌‌ ​​‌‍‍‌‌‍‌‌‌ ​‍‌ ​ ​‍ ‍‌ ​ ‌‍​‌‌‍ ‍‌‍‍‌‌ ‌​‌ ‍‌​‍ ‍‌ ​ ‌ ‌​‌ ‌‌‌‍‌​‌‍‍‌‌‍ ​‍ ‌‍‍‌‌‍ ‍‌ ‌​‌‍‌‌‌‍ ‍‌ ‌​​‍ ‌‍‌‌‌‍‌​‌‍‍‌‌ ‌​​‍ ‌‍ ‌‌‍ ‌‍‌​‌‍‌‌​ ‌‌ ​​‌ ​‍‌‍‌‌‌ ​ ‌‍‌‌‌‍ ‍‌ ‌​‌‍​‌‌ ‌​‌‍‍‌‌‍ ‌‍ ‍​ ‍ ‌‍‍‌‌‍‌​​ ‌‌‍‌‍‌‍ ‌‍ ‌ ‌​‌‍‌‌‌ ​‍​ ‍ ‌ ‌​‌ ‍‌‌ ​​‌‍‌‌​ ‌‌‍‌‍‌‍ ‌‍ ‌ ‌​‌‍‌‌‌ ​‍​ ‍ ‌ ​​‌‍​‌‌ ‌​‌‍‍​​ ‌‌‍​ ‌‍ ‌‍ ​‌ ‌‌‌‍ ‌‌‍ ‍‌ ​ ​‍‌‌​ ‌‌‌​​‍‌‌ ‌‍‍ ‌‍‌‌‌ ‍‌​‍‌‌​ ​ ‌​‌​​‍‌‌​ ​ ‌​‌​​‍‌‌​ ​‍​ ​‍‌‍‌‌‌‍​‍​ ​‍​ ‍​‌‍​ ​ ‌‌‌‍​ ‌‍​ ‌‍‌‌‌‍​‍‌‍​‌​ ​‌​‍‌‌​ ​‍​ ​‍​‍‌‌​ ‌‌‌​‌​​‍ ‍‌ ‌​‌‍‍‌‌ ‌​‌‍ ​‌‍‌‌​ ‌‍​‍‌‍​‌‌ ​ ‌‍‌‌‌‌‌‌‌ ​‍‌‍ ​​ ‌‌‍‍​‌ ‌​‌ ‌​‌ ​​‌ ​ ​‍‌‌​ ​ ‌​​‌​‍‌‌​ ​‍‌​‌‍​‍‌‌​ ​‍‌​‌‍‌‍​ ‌‍‍​‌‍‌‌‌‍ ​‌ ​ ‌‍‌‌‌‍​‌‌ ​​‌‍‍‌‌‍‌‌‌ ​‍‌ ​ ​‍ ‍‌ ​ ‌‍​‌‌‍ ‍‌‍‍‌‌ ‌​‌ ‍‌​‍ ‍‌ ​ ‌ ‌​‌ ‌‌‌‍‌​‌‍‍‌‌‍ ​‍‌‍‌‍‍‌‌‍‌​​ ‌‌‍‌‍‌‍ ‌‍ ‌ ‌​‌‍‌‌‌ ​‍​‍‌‍‌ ‌​‌ ‍‌‌ ​​‌‍‌‌​ ‌‌‍‌‍‌‍ ‌‍ ‌ ‌​‌‍‌‌‌ ​‍​‍‌‍‌ ​​‌‍​‌‌ ‌​‌‍‍​​ ‌‌‍​ ‌‍ ‌‍ ​‌ ‌‌‌‍ ‌‌‍ ‍‌ ​ ​‍‌‌​ ‌‌‌​​‍‌‌ ‌‍‍ ‌‍‌‌‌ ‍‌​‍‌‌​ ​ ‌​‌​​‍‌‌​ ​ ‌​‌​​‍‌‌​ ​‍​ ​‍‌‍‌‌‌‍​‍​ ​‍​ ‍​‌‍​ ​ ‌‌‌‍​ ‌‍​ ‌‍‌‌‌‍​‍‌‍​‌​ ​‌​‍‌‌​ ​‍​ ​‍​‍‌‌​ ‌‌‌​‌​​‍ ‍‌ ‌​‌‍‍‌‌ ‌​‌‍ ​‌‍‌‌​‍‌‍‌ ​​‌‍‌‌‌ ​‍‌ ​ ‌ ​​‌‍‌‌‌‍​ ‌ ‌​‌‍‍‌‌ ‌‍‌‍‌‌​ ‌‌ ​​‌ ‌‌‌‍​‍‌‍ ​‌‍‍‌‌ ​ ‌‍‍​‌‍‌‌‌‍‌​​‍​‍‌ ‌
Fitness​​​​‌ ‍ ​‍​‍‌‍ ‌ ​‍‌‍‍‌‌‍‌ ‌‍‍‌‌‍ ‍​‍​‍​ ‍‍​‍​‍‌ ​ ‌‍​‌‌‍ ‍‌‍‍‌‌ ‌​‌ ‍‌​‍ ‍‌‍‍‌‌‍ ​‍​‍​‍ ​​‍​‍‌‍‍​‌ ​‍‌‍‌‌‌‍‌‍​‍​‍​ ‍‍​‍​‍‌‍‍​‌ ‌​‌ ‌​‌ ​​‌ ​ ​ ‍‍​‍ ​‍ ‌‍​ ‌‍‍​‌‍‌‌‌‍ ​‌ ​ ‌‍‌‌‌‍​‌‌ ​​‌‍‍‌‌‍‌‌‌ ​‍‌ ​ ​‍ ‍‌ ​ ‌‍​‌‌‍ ‍‌‍‍‌‌ ‌​‌ ‍‌​‍ ‍‌ ​ ‌ ‌​‌ ‌‌‌‍‌​‌‍‍‌‌‍ ​‍ ‌‍‍‌‌‍ ‍‌ ‌​‌‍‌‌‌‍ ‍‌ ‌​​‍ ‌‍‌‌‌‍‌​‌‍‍‌‌ ‌​​‍ ‌‍ ‌‌‍ ‌‍‌​‌‍‌‌​ ‌‌ ​​‌ ​‍‌‍‌‌‌ ​ ‌‍‌‌‌‍ ‍‌ ‌​‌‍​‌‌ ‌​‌‍‍‌‌‍ ‌‍ ‍​ ‍ ‌‍‍‌‌‍‌​​ ‌‌‍‌‍‌‍ ‌‍ ‌ ‌​‌‍‌‌‌ ​‍​ ‍ ‌ ‌​‌ ‍‌‌ ​​‌‍‌‌​ ‌‌‍‌‍‌‍ ‌‍ ‌ ‌​‌‍‌‌‌ ​‍​ ‍ ‌ ​​‌‍​‌‌ ‌​‌‍‍​​ ‌‌‍​ ‌‍ ‌‍ ​‌ ‌‌‌‍ ‌‌‍ ‍‌ ​ ​‍‌‌​ ‌‌‌​​‍‌‌ ‌‍‍ ‌‍‌‌‌ ‍‌​‍‌‌​ ​ ‌​‌​​‍‌‌​ ​ ‌​‌​​‍‌‌​ ​‍​ ​‍‌‍‌‌‌‍​‍​ ​‍​ ‍​‌‍​ ​ ‌‌‌‍​ ‌‍​ ‌‍‌‌‌‍​‍‌‍​‌​ ​‌​‍‌‌​ ​‍​ ​‍​‍‌‌​ ‌‌‌​‌​​‍ ‍‌‍ ​‌‍‍‌‌‍ ‍‌‍‍ ‌ ​ ​‍‌‌​ ‌‌‌​​‍‌‌ ‌‍‍ ‌‍‌‌‌ ‍‌​‍‌‌​ ​ ‌​‌​​‍‌‌​ ​ ‌​‌​​‍‌‌​ ​‍​ ​‍​ ​‍​ ​ ​ ​ ‌‍​ ‌‍‌‌​ ‍​​ ‌‍​ ​‌​ ‌​‌‍​‌‌‍​ ​ ‍‌​‍‌‌​ ​‍​ ​‍​‍‌‌​ ‌‌‌​‌​​‍ ‍‌‍ ‍‌‍​‌‌‍ ‌‌‍‌‌​ ‌‍​‍‌‍​‌‌ ​ ‌‍‌‌‌‌‌‌‌ ​‍‌‍ ​​ ‌‌‍‍​‌ ‌​‌ ‌​‌ ​​‌ ​ ​‍‌‌​ ​ ‌​​‌​‍‌‌​ ​‍‌​‌‍​‍‌‌​ ​‍‌​‌‍‌‍​ ‌‍‍​‌‍‌‌‌‍ ​‌ ​ ‌‍‌‌‌‍​‌‌ ​​‌‍‍‌‌‍‌‌‌ ​‍‌ ​ ​‍ ‍‌ ​ ‌‍​‌‌‍ ‍‌‍‍‌‌ ‌​‌ ‍‌​‍ ‍‌ ​ ‌ ‌​‌ ‌‌‌‍‌​‌‍‍‌‌‍ ​‍‌‍‌‍‍‌‌‍‌​​ ‌‌‍‌‍‌‍ ‌‍ ‌ ‌​‌‍‌‌‌ ​‍​‍‌‍‌ ‌​‌ ‍‌‌ ​​‌‍‌‌​ ‌‌‍‌‍‌‍ ‌‍ ‌ ‌​‌‍‌‌‌ ​‍​‍‌‍‌ ​​‌‍​‌‌ ‌​‌‍‍​​ ‌‌‍​ ‌‍ ‌‍ ​‌ ‌‌‌‍ ‌‌‍ ‍‌ ​ ​‍‌‌​ ‌‌‌​​‍‌‌ ‌‍‍ ‌‍‌‌‌ ‍‌​‍‌‌​ ​ ‌​‌​​‍‌‌​ ​ ‌​‌​​‍‌‌​ ​‍​ ​‍‌‍‌‌‌‍​‍​ ​‍​ ‍​‌‍​ ​ ‌‌‌‍​ ‌‍​ ‌‍‌‌‌‍​‍‌‍​‌​ ​‌​‍‌‌​ ​‍​ ​‍​‍‌‌​ ‌‌‌​‌​​‍ ‍‌‍ ​‌‍‍‌‌‍ ‍‌‍‍ ‌ ​ ​‍‌‌​ ‌‌‌​​‍‌‌ ‌‍‍ ‌‍‌‌‌ ‍‌​‍‌‌​ ​ ‌​‌​​‍‌‌​ ​ ‌​‌​​‍‌‌​ ​‍​ ​‍​ ​‍​ ​ ​ ​ ‌‍​ ‌‍‌‌​ ‍​​ ‌‍​ ​‌​ ‌​‌‍​‌‌‍​ ​ ‍‌​‍‌‌​ ​‍​ ​‍​‍‌‌​ ‌‌‌​‌​​‍ ‍‌‍ ‍‌‍​‌‌‍ ‌‌‍‌‌​‍‌‍‌ ​​‌‍‌‌‌ ​‍‌ ​ ‌ ​​‌‍‌‌‌‍​ ‌ ‌​‌‍‍‌‌ ‌‍‌‍‌‌​ ‌‌ ​​‌ ‌‌‌‍​‍‌‍ ​‌‍‍‌‌ ​ ‌‍‍​‌‍‌‌‌‍‌​​‍​‍‌ ‌
Field House Manhattan​​​​‌ ‍ ​‍​‍‌‍ ‌ ​‍‌‍‍‌‌‍‌ ‌‍‍‌‌‍ ‍​‍​‍​ ‍‍​‍​‍‌ ​ ‌‍​‌‌‍ ‍‌‍‍‌‌ ‌​‌ ‍‌​‍ ‍‌‍‍‌‌‍ ​‍​‍​‍ ​​‍​‍‌‍‍​‌ ​‍‌‍‌‌‌‍‌‍​‍​‍​ ‍‍​‍​‍‌‍‍​‌ ‌​‌ ‌​‌ ​​‌ ​ ​ ‍‍​‍ ​‍ ‌‍​ ‌‍‍​‌‍‌‌‌‍ ​‌ ​ ‌‍‌‌‌‍​‌‌ ​​‌‍‍‌‌‍‌‌‌ ​‍‌ ​ ​‍ ‍‌ ​ ‌‍​‌‌‍ ‍‌‍‍‌‌ ‌​‌ ‍‌​‍ ‍‌ ​ ‌ ‌​‌ ‌‌‌‍‌​‌‍‍‌‌‍ ​‍ ‌‍‍‌‌‍ ‍‌ ‌​‌‍‌‌‌‍ ‍‌ ‌​​‍ ‌‍‌‌‌‍‌​‌‍‍‌‌ ‌​​‍ ‌‍ ‌‌‍ ‌‍‌​‌‍‌‌​ ‌‌ ​​‌ ​‍‌‍‌‌‌ ​ ‌‍‌‌‌‍ ‍‌ ‌​‌‍​‌‌ ‌​‌‍‍‌‌‍ ‌‍ ‍​ ‍ ‌‍‍‌‌‍‌​​ ‌‌‍‌‍‌‍ ‌‍ ‌ ‌​‌‍‌‌‌ ​‍​ ‍ ‌ ‌​‌ ‍‌‌ ​​‌‍‌‌​ ‌‌‍‌‍‌‍ ‌‍ ‌ ‌​‌‍‌‌‌ ​‍​ ‍ ‌ ​​‌‍​‌‌ ‌​‌‍‍​​ ‌‌‍​ ‌‍ ‌‍ ​‌ ‌‌‌‍ ‌‌‍ ‍‌ ​ ​‍‌‌​ ‌‌‌​​‍‌‌ ‌‍‍ ‌‍‌‌‌ ‍‌​‍‌‌​ ​ ‌​‌​​‍‌‌​ ​ ‌​‌​​‍‌‌​ ​‍​ ​‍‌‍‌‌‌‍​‍​ ​‍​ ‍​‌‍​ ​ ‌‌‌‍​ ‌‍​ ‌‍‌‌‌‍​‍‌‍​‌​ ​‌​‍‌‌​ ​‍​ ​‍​‍‌‌​ ‌‌‌​‌​​‍ ‍‌‍ ​‌‍‍‌‌‍ ‍‌‍‍ ‌ ​ ​‍‌‌​ ‌‌‌​​‍‌‌ ‌‍‍ ‌‍‌‌‌ ‍‌​‍‌‌​ ​ ‌​‌​​‍‌‌​ ​ ‌​‌​​‍‌‌​ ​‍​ ​‍​ ​‌​ ​ ​ ​‌‌‍​‍​ ​​​ ​‌‌‍​‌​ ‌ ​ ​‍​ ​‍​ ‌‍​ ‌​​‍‌‌​ ​‍​ ​‍​‍‌‌​ ‌‌‌​‌​​‍ ‍‌‍ ‍‌‍​‌‌‍ ‌‌‍‌‌​ ‌‍​‍‌‍​‌‌ ​ ‌‍‌‌‌‌‌‌‌ ​‍‌‍ ​​ ‌‌‍‍​‌ ‌​‌ ‌​‌ ​​‌ ​ ​‍‌‌​ ​ ‌​​‌​‍‌‌​ ​‍‌​‌‍​‍‌‌​ ​‍‌​‌‍‌‍​ ‌‍‍​‌‍‌‌‌‍ ​‌ ​ ‌‍‌‌‌‍​‌‌ ​​‌‍‍‌‌‍‌‌‌ ​‍‌ ​ ​‍ ‍‌ ​ ‌‍​‌‌‍ ‍‌‍‍‌‌ ‌​‌ ‍‌​‍ ‍‌ ​ ‌ ‌​‌ ‌‌‌‍‌​‌‍‍‌‌‍ ​‍‌‍‌‍‍‌‌‍‌​​ ‌‌‍‌‍‌‍ ‌‍ ‌ ‌​‌‍‌‌‌ ​‍​‍‌‍‌ ‌​‌ ‍‌‌ ​​‌‍‌‌​ ‌‌‍‌‍‌‍ ‌‍ ‌ ‌​‌‍‌‌‌ ​‍​‍‌‍‌ ​​‌‍​‌‌ ‌​‌‍‍​​ ‌‌‍​ ‌‍ ‌‍ ​‌ ‌‌‌‍ ‌‌‍ ‍‌ ​ ​‍‌‌​ ‌‌‌​​‍‌‌ ‌‍‍ ‌‍‌‌‌ ‍‌​‍‌‌​ ​ ‌​‌​​‍‌‌​ ​ ‌​‌​​‍‌‌​ ​‍​ ​‍‌‍‌‌‌‍​‍​ ​‍​ ‍​‌‍​ ​ ‌‌‌‍​ ‌‍​ ‌‍‌‌‌‍​‍‌‍​‌​ ​‌​‍‌‌​ ​‍​ ​‍​‍‌‌​ ‌‌‌​‌​​‍ ‍‌‍ ​‌‍‍‌‌‍ ‍‌‍‍ ‌ ​ ​‍‌‌​ ‌‌‌​​‍‌‌ ‌‍‍ ‌‍‌‌‌ ‍‌​‍‌‌​ ​ ‌​‌​​‍‌‌​ ​ ‌​‌​​‍‌‌​ ​‍​ ​‍​ ​‌​ ​ ​ ​‌‌‍​‍​ ​​​ ​‌‌‍​‌​ ‌ ​ ​‍​ ​‍​ ‌‍​ ‌​​‍‌‌​ ​‍​ ​‍​‍‌‌​ ‌‌‌​‌​​‍ ‍‌‍ ‍‌‍​‌‌‍ ‌‌‍‌‌​‍‌‍‌ ​​‌‍‌‌‌ ​‍‌ ​ ‌ ​​‌‍‌‌‌‍​ ‌ ‌​‌‍‍‌‌ ‌‍‌‍‌‌​ ‌‌ ​​‌ ‌‌‌‍​‍‌‍ ​‌‍‍‌‌ ​ ‌‍‍​‌‍‌‌‌‍‌​​‍​‍‌ ‌
Field House Brooklyn​​​​‌ ‍ ​‍​‍‌‍ ‌ ​‍‌‍‍‌‌‍‌ ‌‍‍‌‌‍ ‍​‍​‍​ ‍‍​‍​‍‌ ​ ‌‍​‌‌‍ ‍‌‍‍‌‌ ‌​‌ ‍‌​‍ ‍‌‍‍‌‌‍ ​‍​‍​‍ ​​‍​‍‌‍‍​‌ ​‍‌‍‌‌‌‍‌‍​‍​‍​ ‍‍​‍​‍‌‍‍​‌ ‌​‌ ‌​‌ ​​‌ ​ ​ ‍‍​‍ ​‍ ‌‍​ ‌‍‍​‌‍‌‌‌‍ ​‌ ​ ‌‍‌‌‌‍​‌‌ ​​‌‍‍‌‌‍‌‌‌ ​‍‌ ​ ​‍ ‍‌ ​ ‌‍​‌‌‍ ‍‌‍‍‌‌ ‌​‌ ‍‌​‍ ‍‌ ​ ‌ ‌​‌ ‌‌‌‍‌​‌‍‍‌‌‍ ​‍ ‌‍‍‌‌‍ ‍‌ ‌​‌‍‌‌‌‍ ‍‌ ‌​​‍ ‌‍‌‌‌‍‌​‌‍‍‌‌ ‌​​‍ ‌‍ ‌‌‍ ‌‍‌​‌‍‌‌​ ‌‌ ​​‌ ​‍‌‍‌‌‌ ​ ‌‍‌‌‌‍ ‍‌ ‌​‌‍​‌‌ ‌​‌‍‍‌‌‍ ‌‍ ‍​ ‍ ‌‍‍‌‌‍‌​​ ‌‌‍‌‍‌‍ ‌‍ ‌ ‌​‌‍‌‌‌ ​‍​ ‍ ‌ ‌​‌ ‍‌‌ ​​‌‍‌‌​ ‌‌‍‌‍‌‍ ‌‍ ‌ ‌​‌‍‌‌‌ ​‍​ ‍ ‌ ​​‌‍​‌‌ ‌​‌‍‍​​ ‌‌‍​ ‌‍ ‌‍ ​‌ ‌‌‌‍ ‌‌‍ ‍‌ ​ ​‍‌‌​ ‌‌‌​​‍‌‌ ‌‍‍ ‌‍‌‌‌ ‍‌​‍‌‌​ ​ ‌​‌​​‍‌‌​ ​ ‌​‌​​‍‌‌​ ​‍​ ​‍‌‍‌‌‌‍​‍​ ​‍​ ‍​‌‍​ ​ ‌‌‌‍​ ‌‍​ ‌‍‌‌‌‍​‍‌‍​‌​ ​‌​‍‌‌​ ​‍​ ​‍​‍‌‌​ ‌‌‌​‌​​‍ ‍‌‍ ​‌‍‍‌‌‍ ‍‌‍‍ ‌ ​ ​‍‌‌​ ‌‌‌​​‍‌‌ ‌‍‍ ‌‍‌‌‌ ‍‌​‍‌‌​ ​ ‌​‌​​‍‌‌​ ​ ‌​‌​​‍‌‌​ ​‍​ ​‍​ ‌‍​ ‍​​ ‌ ‌‍‌​​ ​‌​ ​‍​ ‌‌​ ‌‍​ ​‍​ ​‌‌‍​ ​ ​‌​‍‌‌​ ​‍​ ​‍​‍‌‌​ ‌‌‌​‌​​‍ ‍‌‍ ‍‌‍​‌‌‍ ‌‌‍‌‌​ ‌‍​‍‌‍​‌‌ ​ ‌‍‌‌‌‌‌‌‌ ​‍‌‍ ​​ ‌‌‍‍​‌ ‌​‌ ‌​‌ ​​‌ ​ ​‍‌‌​ ​ ‌​​‌​‍‌‌​ ​‍‌​‌‍​‍‌‌​ ​‍‌​‌‍‌‍​ ‌‍‍​‌‍‌‌‌‍ ​‌ ​ ‌‍‌‌‌‍​‌‌ ​​‌‍‍‌‌‍‌‌‌ ​‍‌ ​ ​‍ ‍‌ ​ ‌‍​‌‌‍ ‍‌‍‍‌‌ ‌​‌ ‍‌​‍ ‍‌ ​ ‌ ‌​‌ ‌‌‌‍‌​‌‍‍‌‌‍ ​‍‌‍‌‍‍‌‌‍‌​​ ‌‌‍‌‍‌‍ ‌‍ ‌ ‌​‌‍‌‌‌ ​‍​‍‌‍‌ ‌​‌ ‍‌‌ ​​‌‍‌‌​ ‌‌‍‌‍‌‍ ‌‍ ‌ ‌​‌‍‌‌‌ ​‍​‍‌‍‌ ​​‌‍​‌‌ ‌​‌‍‍​​ ‌‌‍​ ‌‍ ‌‍ ​‌ ‌‌‌‍ ‌‌‍ ‍‌ ​ ​‍‌‌​ ‌‌‌​​‍‌‌ ‌‍‍ ‌‍‌‌‌ ‍‌​‍‌‌​ ​ ‌​‌​​‍‌‌​ ​ ‌​‌​​‍‌‌​ ​‍​ ​‍‌‍‌‌‌‍​‍​ ​‍​ ‍​‌‍​ ​ ‌‌‌‍​ ‌‍​ ‌‍‌‌‌‍​‍‌‍​‌​ ​‌​‍‌‌​ ​‍​ ​‍​‍‌‌​ ‌‌‌​‌​​‍ ‍‌‍ ​‌‍‍‌‌‍ ‍‌‍‍ ‌ ​ ​‍‌‌​ ‌‌‌​​‍‌‌ ‌‍‍ ‌‍‌‌‌ ‍‌​‍‌‌​ ​ ‌​‌​​‍‌‌​ ​ ‌​‌​​‍‌‌​ ​‍​ ​‍​ ‌‍​ ‍​​ ‌ ‌‍‌​​ ​‌​ ​‍​ ‌‌​ ‌‍​ ​‍​ ​‌‌‍​ ​ ​‌​‍‌‌​ ​‍​ ​‍​‍‌‌​ ‌‌‌​‌​​‍ ‍‌‍ ‍‌‍​‌‌‍ ‌‌‍‌‌​‍‌‍‌ ​​‌‍‌‌‌ ​‍‌ ​ ‌ ​​‌‍‌‌‌‍​ ‌ ‌​‌‍‍‌‌ ‌‍‌‍‌‌​ ‌‌ ​​‌ ‌‌‌‍​‍‌‍ ​‌‍‍‌‌ ​ ‌‍‍​‌‍‌‌‌‍‌​​‍​‍‌ ‌
Sky Rink​​​​‌ ‍ ​‍​‍‌‍ ‌ ​‍‌‍‍‌‌‍‌ ‌‍‍‌‌‍ ‍​‍​‍​ ‍‍​‍​‍‌ ​ ‌‍​‌‌‍ ‍‌‍‍‌‌ ‌​‌ ‍‌​‍ ‍‌‍‍‌‌‍ ​‍​‍​‍ ​​‍​‍‌‍‍​‌ ​‍‌‍‌‌‌‍‌‍​‍​‍​ ‍‍​‍​‍‌‍‍​‌ ‌​‌ ‌​‌ ​​‌ ​ ​ ‍‍​‍ ​‍ ‌‍​ ‌‍‍​‌‍‌‌‌‍ ​‌ ​ ‌‍‌‌‌‍​‌‌ ​​‌‍‍‌‌‍‌‌‌ ​‍‌ ​ ​‍ ‍‌ ​ ‌‍​‌‌‍ ‍‌‍‍‌‌ ‌​‌ ‍‌​‍ ‍‌ ​ ‌ ‌​‌ ‌‌‌‍‌​‌‍‍‌‌‍ ​‍ ‌‍‍‌‌‍ ‍‌ ‌​‌‍‌‌‌‍ ‍‌ ‌​​‍ ‌‍‌‌‌‍‌​‌‍‍‌‌ ‌​​‍ ‌‍ ‌‌‍ ‌‍‌​‌‍‌‌​ ‌‌ ​​‌ ​‍‌‍‌‌‌ ​ ‌‍‌‌‌‍ ‍‌ ‌​‌‍​‌‌ ‌​‌‍‍‌‌‍ ‌‍ ‍​ ‍ ‌‍‍‌‌‍‌​​ ‌‌‍‌‍‌‍ ‌‍ ‌ ‌​‌‍‌‌‌ ​‍​ ‍ ‌ ‌​‌ ‍‌‌ ​​‌‍‌‌​ ‌‌‍‌‍‌‍ ‌‍ ‌ ‌​‌‍‌‌‌ ​‍​ ‍ ‌ ​​‌‍​‌‌ ‌​‌‍‍​​ ‌‌‍​ ‌‍ ‌‍ ​‌ ‌‌‌‍ ‌‌‍ ‍‌ ​ ​‍‌‌​ ‌‌‌​​‍‌‌ ‌‍‍ ‌‍‌‌‌ ‍‌​‍‌‌​ ​ ‌​‌​​‍‌‌​ ​ ‌​‌​​‍‌‌​ ​‍​ ​‍‌‍‌‌‌‍​‍​ ​‍​ ‍​‌‍​ ​ ‌‌‌‍​ ‌‍​ ‌‍‌‌‌‍​‍‌‍​‌​ ​‌​‍‌‌​ ​‍​ ​‍​‍‌‌​ ‌‌‌​‌​​‍ ‍‌‍ ​‌‍‍‌‌‍ ‍‌‍‍ ‌ ​ ​‍‌‌​ ‌‌‌​​‍‌‌ ‌‍‍ ‌‍‌‌‌ ‍‌​‍‌‌​ ​ ‌​‌​​‍‌‌​ ​ ‌​‌​​‍‌‌​ ​‍​ ​‍​ ‌​​ ‌ ‌‍‌‍‌‍‌‍​ ​​​ ‌‍​ ‌‌​ ‌​‌‍‌​‌‍‌​​ ​‌‌‍​‍​‍‌‌​ ​‍​ ​‍​‍‌‌​ ‌‌‌​‌​​‍ ‍‌‍ ‍‌‍​‌‌‍ ‌‌‍‌‌​ ‌‍​‍‌‍​‌‌ ​ ‌‍‌‌‌‌‌‌‌ ​‍‌‍ ​​ ‌‌‍‍​‌ ‌​‌ ‌​‌ ​​‌ ​ ​‍‌‌​ ​ ‌​​‌​‍‌‌​ ​‍‌​‌‍​‍‌‌​ ​‍‌​‌‍‌‍​ ‌‍‍​‌‍‌‌‌‍ ​‌ ​ ‌‍‌‌‌‍​‌‌ ​​‌‍‍‌‌‍‌‌‌ ​‍‌ ​ ​‍ ‍‌ ​ ‌‍​‌‌‍ ‍‌‍‍‌‌ ‌​‌ ‍‌​‍ ‍‌ ​ ‌ ‌​‌ ‌‌‌‍‌​‌‍‍‌‌‍ ​‍‌‍‌‍‍‌‌‍‌​​ ‌‌‍‌‍‌‍ ‌‍ ‌ ‌​‌‍‌‌‌ ​‍​‍‌‍‌ ‌​‌ ‍‌‌ ​​‌‍‌‌​ ‌‌‍‌‍‌‍ ‌‍ ‌ ‌​‌‍‌‌‌ ​‍​‍‌‍‌ ​​‌‍​‌‌ ‌​‌‍‍​​ ‌‌‍​ ‌‍ ‌‍ ​‌ ‌‌‌‍ ‌‌‍ ‍‌ ​ ​‍‌‌​ ‌‌‌​​‍‌‌ ‌‍‍ ‌‍‌‌‌ ‍‌​‍‌‌​ ​ ‌​‌​​‍‌‌​ ​ ‌​‌​​‍‌‌​ ​‍​ ​‍‌‍‌‌‌‍​‍​ ​‍​ ‍​‌‍​ ​ ‌‌‌‍​ ‌‍​ ‌‍‌‌‌‍​‍‌‍​‌​ ​‌​‍‌‌​ ​‍​ ​‍​‍‌‌​ ‌‌‌​‌​​‍ ‍‌‍ ​‌‍‍‌‌‍ ‍‌‍‍ ‌ ​ ​‍‌‌​ ‌‌‌​​‍‌‌ ‌‍‍ ‌‍‌‌‌ ‍‌​‍‌‌​ ​ ‌​‌​​‍‌‌​ ​ ‌​‌​​‍‌‌​ ​‍​ ​‍​ ‌​​ ‌ ‌‍‌‍‌‍‌‍​ ​​​ ‌‍​ ‌‌​ ‌​‌‍‌​‌‍‌​​ ​‌‌‍​‍​‍‌‌​ ​‍​ ​‍​‍‌‌​ ‌‌‌​‌​​‍ ‍‌‍ ‍‌‍​‌‌‍ ‌‌‍‌‌​‍‌‍‌ ​​‌‍‌‌‌ ​‍‌ ​ ‌ ​​‌‍‌‌‌‍​ ‌ ‌​‌‍‍‌‌ ‌‍‌‍‌‌​ ‌‌ ​​‌ ‌‌‌‍​‍‌‍ ​‌‍‍‌‌ ​ ‌‍‍​‌‍‌‌‌‍‌​​‍​‍‌ ‌
Swim​​​​‌ ‍ ​‍​‍‌‍ ‌ ​‍‌‍‍‌‌‍‌ ‌‍‍‌‌‍ ‍​‍​‍​ ‍‍​‍​‍‌ ​ ‌‍​‌‌‍ ‍‌‍‍‌‌ ‌​‌ ‍‌​‍ ‍‌‍‍‌‌‍ ​‍​‍​‍ ​​‍​‍‌‍‍​‌ ​‍‌‍‌‌‌‍‌‍​‍​‍​ ‍‍​‍​‍‌‍‍​‌ ‌​‌ ‌​‌ ​​‌ ​ ​ ‍‍​‍ ​‍ ‌‍​ ‌‍‍​‌‍‌‌‌‍ ​‌ ​ ‌‍‌‌‌‍​‌‌ ​​‌‍‍‌‌‍‌‌‌ ​‍‌ ​ ​‍ ‍‌ ​ ‌‍​‌‌‍ ‍‌‍‍‌‌ ‌​‌ ‍‌​‍ ‍‌ ​ ‌ ‌​‌ ‌‌‌‍‌​‌‍‍‌‌‍ ​‍ ‌‍‍‌‌‍ ‍‌ ‌​‌‍‌‌‌‍ ‍‌ ‌​​‍ ‌‍‌‌‌‍‌​‌‍‍‌‌ ‌​​‍ ‌‍ ‌‌‍ ‌‍‌​‌‍‌‌​ ‌‌ ​​‌ ​‍‌‍‌‌‌ ​ ‌‍‌‌‌‍ ‍‌ ‌​‌‍​‌‌ ‌​‌‍‍‌‌‍ ‌‍ ‍​ ‍ ‌‍‍‌‌‍‌​​ ‌‌‍‌‍‌‍ ‌‍ ‌ ‌​‌‍‌‌‌ ​‍​ ‍ ‌ ‌​‌ ‍‌‌ ​​‌‍‌‌​ ‌‌‍‌‍‌‍ ‌‍ ‌ ‌​‌‍‌‌‌ ​‍​ ‍ ‌ ​​‌‍​‌‌ ‌​‌‍‍​​ ‌‌‍​ ‌‍ ‌‍ ​‌ ‌‌‌‍ ‌‌‍ ‍‌ ​ ​‍‌‌​ ‌‌‌​​‍‌‌ ‌‍‍ ‌‍‌‌‌ ‍‌​‍‌‌​ ​ ‌​‌​​‍‌‌​ ​ ‌​‌​​‍‌‌​ ​‍​ ​‍‌‍‌‌‌‍​‍​ ​‍​ ‍​‌‍​ ​ ‌‌‌‍​ ‌‍​ ‌‍‌‌‌‍​‍‌‍​‌​ ​‌​‍‌‌​ ​‍​ ​‍​‍‌‌​ ‌‌‌​‌​​‍ ‍‌‍ ​‌‍‍‌‌‍ ‍‌‍‍ ‌ ​ ​‍‌‌​ ‌‌‌​​‍‌‌ ‌‍‍ ‌‍‌‌‌ ‍‌​‍‌‌​ ​ ‌​‌​​‍‌‌​ ​ ‌​‌​​‍‌‌​ ​‍​ ​‍‌‍‌‍‌‍‌‍​ ​​​ ‌‌​ ‌‌​ ‌​​ ​‍‌‍​ ​ ​‌​ ​ ‌‍​ ‌‍​‌‌‍​ ‌‍‌‌​ ‌‍​ ​‌​ ​ ‌‍​ ‌‍​‍​ ‌​​ ‍​‌‍‌​​ ‍​​ ‌‍​ ‌‌‌‍​‍​ ‌​​ ‌​​ ​‌​ ‍‌​ ‍‌‌‍​ ​‍‌‌​ ​‍​ ​‍​‍‌‌​ ‌‌‌​‌​​‍ ‍‌‍ ‍‌‍​‌‌‍ ‌‌‍‌‌​ ‌‍​‍‌‍​‌‌ ​ ‌‍‌‌‌‌‌‌‌ ​‍‌‍ ​​ ‌‌‍‍​‌ ‌​‌ ‌​‌ ​​‌ ​ ​‍‌‌​ ​ ‌​​‌​‍‌‌​ ​‍‌​‌‍​‍‌‌​ ​‍‌​‌‍‌‍​ ‌‍‍​‌‍‌‌‌‍ ​‌ ​ ‌‍‌‌‌‍​‌‌ ​​‌‍‍‌‌‍‌‌‌ ​‍‌ ​ ​‍ ‍‌ ​ ‌‍​‌‌‍ ‍‌‍‍‌‌ ‌​‌ ‍‌​‍ ‍‌ ​ ‌ ‌​‌ ‌‌‌‍‌​‌‍‍‌‌‍ ​‍‌‍‌‍‍‌‌‍‌​​ ‌‌‍‌‍‌‍ ‌‍ ‌ ‌​‌‍‌‌‌ ​‍​‍‌‍‌ ‌​‌ ‍‌‌ ​​‌‍‌‌​ ‌‌‍‌‍‌‍ ‌‍ ‌ ‌​‌‍‌‌‌ ​‍​‍‌‍‌ ​​‌‍​‌‌ ‌​‌‍‍​​ ‌‌‍​ ‌‍ ‌‍ ​‌ ‌‌‌‍ ‌‌‍ ‍‌ ​ ​‍‌‌​ ‌‌‌​​‍‌‌ ‌‍‍ ‌‍‌‌‌ ‍‌​‍‌‌​ ​ ‌​‌​​‍‌‌​ ​ ‌​‌​​‍‌‌​ ​‍​ ​‍‌‍‌‌‌‍​‍​ ​‍​ ‍​‌‍​ ​ ‌‌‌‍​ ‌‍​ ‌‍‌‌‌‍​‍‌‍​‌​ ​‌​‍‌‌​ ​‍​ ​‍​‍‌‌​ ‌‌‌​‌​​‍ ‍‌‍ ​‌‍‍‌‌‍ ‍‌‍‍ ‌ ​ ​‍‌‌​ ‌‌‌​​‍‌‌ ‌‍‍ ‌‍‌‌‌ ‍‌​‍‌‌​ ​ ‌​‌​​‍‌‌​ ​ ‌​‌​​‍‌‌​ ​‍​ ​‍‌‍‌‍‌‍‌‍​ ​​​ ‌‌​ ‌‌​ ‌​​ ​‍‌‍​ ​ ​‌​ ​ ‌‍​ ‌‍​‌‌‍​ ‌‍‌‌​ ‌‍​ ​‌​ ​ ‌‍​ ‌‍​‍​ ‌​​ ‍​‌‍‌​​ ‍​​ ‌‍​ ‌‌‌‍​‍​ ‌​​ ‌​​ ​‌​ ‍‌​ ‍‌‌‍​ ​‍‌‌​ ​‍​ ​‍​‍‌‌​ ‌‌‌​‌​​‍ ‍‌‍ ‍‌‍​‌‌‍ ‌‌‍‌‌​‍‌‍‌ ​​‌‍‌‌‌ ​‍‌ ​ ‌ ​​‌‍‌‌‌‍​ ‌ ‌​‌‍‍‌‌ ‌‍‌‍‌‌​ ‌‌ ​​‌ ‌‌‌‍​‍‌‍ ​‌‍‍‌‌ ​ ‌‍‍​‌‍‌‌‌‍‌​​‍​‍‌ ‌
Golf Club​​​​‌ ‍ ​‍​‍‌‍ ‌ ​‍‌‍‍‌‌‍‌ ‌‍‍‌‌‍ ‍​‍​‍​ ‍‍​‍​‍‌ ​ ‌‍​‌‌‍ ‍‌‍‍‌‌ ‌​‌ ‍‌​‍ ‍‌‍‍‌‌‍ ​‍​‍​‍ ​​‍​‍‌‍‍​‌ ​‍‌‍‌‌‌‍‌‍​‍​‍​ ‍‍​‍​‍‌‍‍​‌ ‌​‌ ‌​‌ ​​‌ ​ ​ ‍‍​‍ ​‍ ‌‍​ ‌‍‍​‌‍‌‌‌‍ ​‌ ​ ‌‍‌‌‌‍​‌‌ ​​‌‍‍‌‌‍‌‌‌ ​‍‌ ​ ​‍ ‍‌ ​ ‌‍​‌‌‍ ‍‌‍‍‌‌ ‌​‌ ‍‌​‍ ‍‌ ​ ‌ ‌​‌ ‌‌‌‍‌​‌‍‍‌‌‍ ​‍ ‌‍‍‌‌‍ ‍‌ ‌​‌‍‌‌‌‍ ‍‌ ‌​​‍ ‌‍‌‌‌‍‌​‌‍‍‌‌ ‌​​‍ ‌‍ ‌‌‍ ‌‍‌​‌‍‌‌​ ‌‌ ​​‌ ​‍‌‍‌‌‌ ​ ‌‍‌‌‌‍ ‍‌ ‌​‌‍​‌‌ ‌​‌‍‍‌‌‍ ‌‍ ‍​ ‍ ‌‍‍‌‌‍‌​​ ‌‌‍‌‍‌‍ ‌‍ ‌ ‌​‌‍‌‌‌ ​‍​ ‍ ‌ ‌​‌ ‍‌‌ ​​‌‍‌‌​ ‌‌‍‌‍‌‍ ‌‍ ‌ ‌​‌‍‌‌‌ ​‍​ ‍ ‌ ​​‌‍​‌‌ ‌​‌‍‍​​ ‌‌‍​ ‌‍ ‌‍ ​‌ ‌‌‌‍ ‌‌‍ ‍‌ ​ ​‍‌‌​ ‌‌‌​​‍‌‌ ‌‍‍ ‌‍‌‌‌ ‍‌​‍‌‌​ ​ ‌​‌​​‍‌‌​ ​ ‌​‌​​‍‌‌​ ​‍​ ​‍‌‍‌‌‌‍​‍​ ​‍​ ‍​‌‍​ ​ ‌‌‌‍​ ‌‍​ ‌‍‌‌‌‍​‍‌‍​‌​ ​‌​‍‌‌​ ​‍​ ​‍​‍‌‌​ ‌‌‌​‌​​‍ ‍‌‍ ​‌‍‍‌‌‍ ‍‌‍‍ ‌ ​ ​‍‌‌​ ‌‌‌​​‍‌‌ ‌‍‍ ‌‍‌‌‌ ‍‌​‍‌‌​ ​ ‌​‌​​‍‌‌​ ​ ‌​‌​​‍‌‌​ ​‍​ ​‍​ ‌​‌‍‌‌​ ‌‍‌‍‌​​ ​‍​ ‌‍​ ​‍‌‍‌‍‌‍​‌‌‍​ ‌‍​ ‌‍​ ​‍‌‌​ ​‍​ ​‍​‍‌‌​ ‌‌‌​‌​​‍ ‍‌‍ ‍‌‍​‌‌‍ ‌‌‍‌‌​ ‌‍​‍‌‍​‌‌ ​ ‌‍‌‌‌‌‌‌‌ ​‍‌‍ ​​ ‌‌‍‍​‌ ‌​‌ ‌​‌ ​​‌ ​ ​‍‌‌​ ​ ‌​​‌​‍‌‌​ ​‍‌​‌‍​‍‌‌​ ​‍‌​‌‍‌‍​ ‌‍‍​‌‍‌‌‌‍ ​‌ ​ ‌‍‌‌‌‍​‌‌ ​​‌‍‍‌‌‍‌‌‌ ​‍‌ ​ ​‍ ‍‌ ​ ‌‍​‌‌‍ ‍‌‍‍‌‌ ‌​‌ ‍‌​‍ ‍‌ ​ ‌ ‌​‌ ‌‌‌‍‌​‌‍‍‌‌‍ ​‍‌‍‌‍‍‌‌‍‌​​ ‌‌‍‌‍‌‍ ‌‍ ‌ ‌​‌‍‌‌‌ ​‍​‍‌‍‌ ‌​‌ ‍‌‌ ​​‌‍‌‌​ ‌‌‍‌‍‌‍ ‌‍ ‌ ‌​‌‍‌‌‌ ​‍​‍‌‍‌ ​​‌‍​‌‌ ‌​‌‍‍​​ ‌‌‍​ ‌‍ ‌‍ ​‌ ‌‌‌‍ ‌‌‍ ‍‌ ​ ​‍‌‌​ ‌‌‌​​‍‌‌ ‌‍‍ ‌‍‌‌‌ ‍‌​‍‌‌​ ​ ‌​‌​​‍‌‌​ ​ ‌​‌​​‍‌‌​ ​‍​ ​‍‌‍‌‌‌‍​‍​ ​‍​ ‍​‌‍​ ​ ‌‌‌‍​ ‌‍​ ‌‍‌‌‌‍​‍‌‍​‌​ ​‌​‍‌‌​ ​‍​ ​‍​‍‌‌​ ‌‌‌​‌​​‍ ‍‌‍ ​‌‍‍‌‌‍ ‍‌‍‍ ‌ ​ ​‍‌‌​ ‌‌‌​​‍‌‌ ‌‍‍ ‌‍‌‌‌ ‍‌​‍‌‌​ ​ ‌​‌​​‍‌‌​ ​ ‌​‌​​‍‌‌​ ​‍​ ​‍​ ‌​‌‍‌‌​ ‌‍‌‍‌​​ ​‍​ ‌‍​ ​‍‌‍‌‍‌‍​‌‌‍​ ‌‍​ ‌‍​ ​‍‌‌​ ​‍​ ​‍​‍‌‌​ ‌‌‌​‌​​‍ ‍‌‍ ‍‌‍​‌‌‍ ‌‌‍‌‌​‍‌‍‌ ​​‌‍‌‌‌ ​‍‌ ​ ‌ ​​‌‍‌‌‌‍​ ‌ ‌​‌‍‍‌‌ ‌‍‌‍‌‌​ ‌‌ ​​‌ ‌‌‌‍​‍‌‍ ​‌‍‍‌‌ ​ ‌‍‍​‌‍‌‌‌‍‌​​‍​‍‌ ‌
Athletic Club​​​​‌ ‍ ​‍​‍‌‍ ‌ ​‍‌‍‍‌‌‍‌ ‌‍‍‌‌‍ ‍​‍​‍​ ‍‍​‍​‍‌ ​ ‌‍​‌‌‍ ‍‌‍‍‌‌ ‌​‌ ‍‌​‍ ‍‌‍‍‌‌‍ ​‍​‍​‍ ​​‍​‍‌‍‍​‌ ​‍‌‍‌‌‌‍‌‍​‍​‍​ ‍‍​‍​‍‌‍‍​‌ ‌​‌ ‌​‌ ​​‌ ​ ​ ‍‍​‍ ​‍ ‌‍​ ‌‍‍​‌‍‌‌‌‍ ​‌ ​ ‌‍‌‌‌‍​‌‌ ​​‌‍‍‌‌‍‌‌‌ ​‍‌ ​ ​‍ ‍‌ ​ ‌‍​‌‌‍ ‍‌‍‍‌‌ ‌​‌ ‍‌​‍ ‍‌ ​ ‌ ‌​‌ ‌‌‌‍‌​‌‍‍‌‌‍ ​‍ ‌‍‍‌‌‍ ‍‌ ‌​‌‍‌‌‌‍ ‍‌ ‌​​‍ ‌‍‌‌‌‍‌​‌‍‍‌‌ ‌​​‍ ‌‍ ‌‌‍ ‌‍‌​‌‍‌‌​ ‌‌ ​​‌ ​‍‌‍‌‌‌ ​ ‌‍‌‌‌‍ ‍‌ ‌​‌‍​‌‌ ‌​‌‍‍‌‌‍ ‌‍ ‍​ ‍ ‌‍‍‌‌‍‌​​ ‌‌‍‌‍‌‍ ‌‍ ‌ ‌​‌‍‌‌‌ ​‍​ ‍ ‌ ‌​‌ ‍‌‌ ​​‌‍‌‌​ ‌‌‍‌‍‌‍ ‌‍ ‌ ‌​‌‍‌‌‌ ​‍​ ‍ ‌ ​​‌‍​‌‌ ‌​‌‍‍​​ ‌‌‍​ ‌‍ ‌‍ ​‌ ‌‌‌‍ ‌‌‍ ‍‌ ​ ​‍‌‌​ ‌‌‌​​‍‌‌ ‌‍‍ ‌‍‌‌‌ ‍‌​‍‌‌​ ​ ‌​‌​​‍‌‌​ ​ ‌​‌​​‍‌‌​ ​‍​ ​‍‌‍‌‌‌‍​‍​ ​‍​ ‍​‌‍​ ​ ‌‌‌‍​ ‌‍​ ‌‍‌‌‌‍​‍‌‍​‌​ ​‌​‍‌‌​ ​‍​ ​‍​‍‌‌​ ‌‌‌​‌​​‍ ‍‌‍ ​‌‍‍‌‌‍ ‍‌‍‍ ‌ ​ ​‍‌‌​ ‌‌‌​​‍‌‌ ‌‍‍ ‌‍‌‌‌ ‍‌​‍‌‌​ ​ ‌​‌​​‍‌‌​ ​ ‌​‌​​‍‌‌​ ​‍​ ​‍​ ‍​‌‍​‌​ ​ ​ ‌​‌‍​‌​ ‌ ‌‍‌​‌‍​‌​ ​ ​ ‍​‌‍‌‌‌‍​ ​‍‌‌​ ​‍​ ​‍​‍‌‌​ ‌‌‌​‌​​‍ ‍‌‍ ‍‌‍​‌‌‍ ‌‌‍‌‌​ ‌‍​‍‌‍​‌‌ ​ ‌‍‌‌‌‌‌‌‌ ​‍‌‍ ​​ ‌‌‍‍​‌ ‌​‌ ‌​‌ ​​‌ ​ ​‍‌‌​ ​ ‌​​‌​‍‌‌​ ​‍‌​‌‍​‍‌‌​ ​‍‌​‌‍‌‍​ ‌‍‍​‌‍‌‌‌‍ ​‌ ​ ‌‍‌‌‌‍​‌‌ ​​‌‍‍‌‌‍‌‌‌ ​‍‌ ​ ​‍ ‍‌ ​ ‌‍​‌‌‍ ‍‌‍‍‌‌ ‌​‌ ‍‌​‍ ‍‌ ​ ‌ ‌​‌ ‌‌‌‍‌​‌‍‍‌‌‍ ​‍‌‍‌‍‍‌‌‍‌​​ ‌‌‍‌‍‌‍ ‌‍ ‌ ‌​‌‍‌‌‌ ​‍​‍‌‍‌ ‌​‌ ‍‌‌ ​​‌‍‌‌​ ‌‌‍‌‍‌‍ ‌‍ ‌ ‌​‌‍‌‌‌ ​‍​‍‌‍‌ ​​‌‍​‌‌ ‌​‌‍‍​​ ‌‌‍​ ‌‍ ‌‍ ​‌ ‌‌‌‍ ‌‌‍ ‍‌ ​ ​‍‌‌​ ‌‌‌​​‍‌‌ ‌‍‍ ‌‍‌‌‌ ‍‌​‍‌‌​ ​ ‌​‌​​‍‌‌​ ​ ‌​‌​​‍‌‌​ ​‍​ ​‍‌‍‌‌‌‍​‍​ ​‍​ ‍​‌‍​ ​ ‌‌‌‍​ ‌‍​ ‌‍‌‌‌‍​‍‌‍​‌​ ​‌​‍‌‌​ ​‍​ ​‍​‍‌‌​ ‌‌‌​‌​​‍ ‍‌‍ ​‌‍‍‌‌‍ ‍‌‍‍ ‌ ​ ​‍‌‌​ ‌‌‌​​‍‌‌ ‌‍‍ ‌‍‌‌‌ ‍‌​‍‌‌​ ​ ‌​‌​​‍‌‌​ ​ ‌​‌​​‍‌‌​ ​‍​ ​‍​ ‍​‌‍​‌​ ​ ​ ‌​‌‍​‌​ ‌ ‌‍‌​‌‍​‌​ ​ ​ ‍​‌‍‌‌‌‍​ ​‍‌‌​ ​‍​ ​‍​‍‌‌​ ‌‌‌​‌​​‍ ‍‌‍ ‍‌‍​‌‌‍ ‌‌‍‌‌​‍‌‍‌ ​​‌‍‌‌‌ ​‍‌ ​ ‌ ​​‌‍‌‌‌‍​ ‌ ‌​‌‍‍‌‌ ‌‍‌‍‌‌​ ‌‌ ​​‌ ‌‌‌‍​‍‌‍ ​‌‍‍‌‌ ​ ‌‍‍​‌‍‌‌‌‍‌​​‍​‍‌ ‌
Marina​​​​‌ ‍ ​‍​‍‌‍ ‌ ​‍‌‍‍‌‌‍‌ ‌‍‍‌‌‍ ‍​‍​‍​ ‍‍​‍​‍‌ ​ ‌‍​‌‌‍ ‍‌‍‍‌‌ ‌​‌ ‍‌​‍ ‍‌‍‍‌‌‍ ​‍​‍​‍ ​​‍​‍‌‍‍​‌ ​‍‌‍‌‌‌‍‌‍​‍​‍​ ‍‍​‍​‍‌‍‍​‌ ‌​‌ ‌​‌ ​​‌ ​ ​ ‍‍​‍ ​‍ ‌‍​ ‌‍‍​‌‍‌‌‌‍ ​‌ ​ ‌‍‌‌‌‍​‌‌ ​​‌‍‍‌‌‍‌‌‌ ​‍‌ ​ ​‍ ‍‌ ​ ‌‍​‌‌‍ ‍‌‍‍‌‌ ‌​‌ ‍‌​‍ ‍‌ ​ ‌ ‌​‌ ‌‌‌‍‌​‌‍‍‌‌‍ ​‍ ‌‍‍‌‌‍ ‍‌ ‌​‌‍‌‌‌‍ ‍‌ ‌​​‍ ‌‍‌‌‌‍‌​‌‍‍‌‌ ‌​​‍ ‌‍ ‌‌‍ ‌‍‌​‌‍‌‌​ ‌‌ ​​‌ ​‍‌‍‌‌‌ ​ ‌‍‌‌‌‍ ‍‌ ‌​‌‍​‌‌ ‌​‌‍‍‌‌‍ ‌‍ ‍​ ‍ ‌‍‍‌‌‍‌​​ ‌‌‍‌‍‌‍ ‌‍ ‌ ‌​‌‍‌‌‌ ​‍​ ‍ ‌ ‌​‌ ‍‌‌ ​​‌‍‌‌​ ‌‌‍‌‍‌‍ ‌‍ ‌ ‌​‌‍‌‌‌ ​‍​ ‍ ‌ ​​‌‍​‌‌ ‌​‌‍‍​​ ‌‌‍​ ‌‍ ‌‍ ​‌ ‌‌‌‍ ‌‌‍ ‍‌ ​ ​‍‌‌​ ‌‌‌​​‍‌‌ ‌‍‍ ‌‍‌‌‌ ‍‌​‍‌‌​ ​ ‌​‌​​‍‌‌​ ​ ‌​‌​​‍‌‌​ ​‍​ ​‍‌‍‌‌‌‍​‍​ ​‍​ ‍​‌‍​ ​ ‌‌‌‍​ ‌‍​ ‌‍‌‌‌‍​‍‌‍​‌​ ​‌​‍‌‌​ ​‍​ ​‍​‍‌‌​ ‌‌‌​‌​​‍ ‍‌‍ ​‌‍‍‌‌‍ ‍‌‍‍ ‌ ​ ​‍‌‌​ ‌‌‌​​‍‌‌ ‌‍‍ ‌‍‌‌‌ ‍‌​‍‌‌​ ​ ‌​‌​​‍‌‌​ ​ ‌​‌​​‍‌‌​ ​‍​ ​‍​ ‌‍​ ‌‌​ ‌‍​ ‌‌‌‍‌‌‌‍‌‍‌‍​‌​ ​​​ ‌‍​ ‌‌​ ‌​‌‍‌​​‍‌‌​ ​‍​ ​‍​‍‌‌​ ‌‌‌​‌​​‍ ‍‌‍ ‍‌‍​‌‌‍ ‌‌‍‌‌​ ‌‍​‍‌‍​‌‌ ​ ‌‍‌‌‌‌‌‌‌ ​‍‌‍ ​​ ‌‌‍‍​‌ ‌​‌ ‌​‌ ​​‌ ​ ​‍‌‌​ ​ ‌​​‌​‍‌‌​ ​‍‌​‌‍​‍‌‌​ ​‍‌​‌‍‌‍​ ‌‍‍​‌‍‌‌‌‍ ​‌ ​ ‌‍‌‌‌‍​‌‌ ​​‌‍‍‌‌‍‌‌‌ ​‍‌ ​ ​‍ ‍‌ ​ ‌‍​‌‌‍ ‍‌‍‍‌‌ ‌​‌ ‍‌​‍ ‍‌ ​ ‌ ‌​‌ ‌‌‌‍‌​‌‍‍‌‌‍ ​‍‌‍‌‍‍‌‌‍‌​​ ‌‌‍‌‍‌‍ ‌‍ ‌ ‌​‌‍‌‌‌ ​‍​‍‌‍‌ ‌​‌ ‍‌‌ ​​‌‍‌‌​ ‌‌‍‌‍‌‍ ‌‍ ‌ ‌​‌‍‌‌‌ ​‍​‍‌‍‌ ​​‌‍​‌‌ ‌​‌‍‍​​ ‌‌‍​ ‌‍ ‌‍ ​‌ ‌‌‌‍ ‌‌‍ ‍‌ ​ ​‍‌‌​ ‌‌‌​​‍‌‌ ‌‍‍ ‌‍‌‌‌ ‍‌​‍‌‌​ ​ ‌​‌​​‍‌‌​ ​ ‌​‌​​‍‌‌​ ​‍​ ​‍‌‍‌‌‌‍​‍​ ​‍​ ‍​‌‍​ ​ ‌‌‌‍​ ‌‍​ ‌‍‌‌‌‍​‍‌‍​‌​ ​‌​‍‌‌​ ​‍​ ​‍​‍‌‌​ ‌‌‌​‌​​‍ ‍‌‍ ​‌‍‍‌‌‍ ‍‌‍‍ ‌ ​ ​‍‌‌​ ‌‌‌​​‍‌‌ ‌‍‍ ‌‍‌‌‌ ‍‌​‍‌‌​ ​ ‌​‌​​‍‌‌​ ​ ‌​‌​​‍‌‌​ ​‍​ ​‍​ ‌‍​ ‌‌​ ‌‍​ ‌‌‌‍‌‌‌‍‌‍‌‍​‌​ ​​​ ‌‍​ ‌‌​ ‌​‌‍‌​​‍‌‌​ ​‍​ ​‍​‍‌‌​ ‌‌‌​‌​​‍ ‍‌‍ ‍‌‍​‌‌‍ ‌‌‍‌‌​‍‌‍‌ ​​‌‍‌‌‌ ​‍‌ ​ ‌ ​​‌‍‌‌‌‍​ ‌ ‌​‌‍‍‌‌ ‌‍‌‍‌‌​ ‌‌ ​​‌ ‌‌‌‍​‍‌‍ ​‌‍‍‌‌ ​ ‌‍‍​‌‍‌‌‌‍‌​​‍​‍‌ ‌
Company​​​​‌ ‍ ​‍​‍‌‍ ‌ ​‍‌‍‍‌‌‍‌ ‌‍‍‌‌‍ ‍​‍​‍​ ‍‍​‍​‍‌ ​ ‌‍​‌‌‍ ‍‌‍‍‌‌ ‌​‌ ‍‌​‍ ‍‌‍‍‌‌‍ ​‍​‍​‍ ​​‍​‍‌‍‍​‌ ​‍‌‍‌‌‌‍‌‍​‍​‍​ ‍‍​‍​‍‌‍‍​‌ ‌​‌ ‌​‌ ​​‌ ​ ​ ‍‍​‍ ​‍ ‌‍​ ‌‍‍​‌‍‌‌‌‍ ​‌ ​ ‌‍‌‌‌‍​‌‌ ​​‌‍‍‌‌‍‌‌‌ ​‍‌ ​ ​‍ ‍‌ ​ ‌‍​‌‌‍ ‍‌‍‍‌‌ ‌​‌ ‍‌​‍ ‍‌ ​ ‌ ‌​‌ ‌‌‌‍‌​‌‍‍‌‌‍ ​‍ ‌‍‍‌‌‍ ‍‌ ‌​‌‍‌‌‌‍ ‍‌ ‌​​‍ ‌‍‌‌‌‍‌​‌‍‍‌‌ ‌​​‍ ‌‍ ‌‌‍ ‌‍‌​‌‍‌‌​ ‌‌ ​​‌ ​‍‌‍‌‌‌ ​ ‌‍‌‌‌‍ ‍‌ ‌​‌‍​‌‌ ‌​‌‍‍‌‌‍ ‌‍ ‍​ ‍ ‌‍‍‌‌‍‌​​ ‌‌‍‌‍‌‍ ‌‍ ‌ ‌​‌‍‌‌‌ ​‍​ ‍ ‌ ‌​‌ ‍‌‌ ​​‌‍‌‌​ ‌‌‍‌‍‌‍ ‌‍ ‌ ‌​‌‍‌‌‌ ​‍​ ‍ ‌ ​​‌‍​‌‌ ‌​‌‍‍​​ ‌‌‍​ ‌‍ ‌‍ ​‌ ‌‌‌‍ ‌‌‍ ‍‌ ​ ​‍‌‌​ ‌‌‌​​‍‌‌ ‌‍‍ ‌‍‌‌‌ ‍‌​‍‌‌​ ​ ‌​‌​​‍‌‌​ ​ ‌​‌​​‍‌‌​ ​‍​ ​‍‌‍​ ​ ​ ​ ‌​​ ​​‌‍​ ​ ‌‍‌‍‌​​ ‌​‌‍‌‍‌‍‌‌‌‍‌‌‌‍‌​​‍‌‌​ ​‍​ ​‍​‍‌‌​ ‌‌‌​‌​​‍ ‍‌ ‌​‌‍‍‌‌ ‌​‌‍ ​‌‍‌‌​ ‌‍​‍‌‍​‌‌ ​ ‌‍‌‌‌‌‌‌‌ ​‍‌‍ ​​ ‌‌‍‍​‌ ‌​‌ ‌​‌ ​​‌ ​ ​‍‌‌​ ​ ‌​​‌​‍‌‌​ ​‍‌​‌‍​‍‌‌​ ​‍‌​‌‍‌‍​ ‌‍‍​‌‍‌‌‌‍ ​‌ ​ ‌‍‌‌‌‍​‌‌ ​​‌‍‍‌‌‍‌‌‌ ​‍‌ ​ ​‍ ‍‌ ​ ‌‍​‌‌‍ ‍‌‍‍‌‌ ‌​‌ ‍‌​‍ ‍‌ ​ ‌ ‌​‌ ‌‌‌‍‌​‌‍‍‌‌‍ ​‍‌‍‌‍‍‌‌‍‌​​ ‌‌‍‌‍‌‍ ‌‍ ‌ ‌​‌‍‌‌‌ ​‍​‍‌‍‌ ‌​‌ ‍‌‌ ​​‌‍‌‌​ ‌‌‍‌‍‌‍ ‌‍ ‌ ‌​‌‍‌‌‌ ​‍​‍‌‍‌ ​​‌‍​‌‌ ‌​‌‍‍​​ ‌‌‍​ ‌‍ ‌‍ ​‌ ‌‌‌‍ ‌‌‍ ‍‌ ​ ​‍‌‌​ ‌‌‌​​‍‌‌ ‌‍‍ ‌‍‌‌‌ ‍‌​‍‌‌​ ​ ‌​‌​​‍‌‌​ ​ ‌​‌​​‍‌‌​ ​‍​ ​‍‌‍​ ​ ​ ​ ‌​​ ​​‌‍​ ​ ‌‍‌‍‌​​ ‌​‌‍‌‍‌‍‌‌‌‍‌‌‌‍‌​​‍‌‌​ ​‍​ ​‍​‍‌‌​ ‌‌‌​‌​​‍ ‍‌ ‌​‌‍‍‌‌ ‌​‌‍ ​‌‍‌‌​‍‌‍‌ ​​‌‍‌‌‌ ​‍‌ ​ ‌ ​​‌‍‌‌‌‍​ ‌ ‌​‌‍‍‌‌ ‌‍‌‍‌‌​ ‌‌ ​​‌ ‌‌‌‍​‍‌‍ ​‌‍‍‌‌ ​ ‌‍‍​‌‍‌‌‌‍‌​​‍​‍‌ ‌
More​​​​‌ ‍ ​‍​‍‌‍ ‌ ​‍‌‍‍‌‌‍‌ ‌‍‍‌‌‍ ‍​‍​‍​ ‍‍​‍​‍‌ ​ ‌‍​‌‌‍ ‍‌‍‍‌‌ ‌​‌ ‍‌​‍ ‍‌‍‍‌‌‍ ​‍​‍​‍ ​​‍​‍‌‍‍​‌ ​‍‌‍‌‌‌‍‌‍​‍​‍​ ‍‍​‍​‍‌‍‍​‌ ‌​‌ ‌​‌ ​​‌ ​ ​ ‍‍​‍ ​‍ ‌‍​ ‌‍‍​‌‍‌‌‌‍ ​‌ ​ ‌‍‌‌‌‍​‌‌ ​​‌‍‍‌‌‍‌‌‌ ​‍‌ ​ ​‍ ‍‌ ​ ‌‍​‌‌‍ ‍‌‍‍‌‌ ‌​‌ ‍‌​‍ ‍‌ ​ ‌ ‌​‌ ‌‌‌‍‌​‌‍‍‌‌‍ ​‍ ‌‍‍‌‌‍ ‍‌ ‌​‌‍‌‌‌‍ ‍‌ ‌​​‍ ‌‍‌‌‌‍‌​‌‍‍‌‌ ‌​​‍ ‌‍ ‌‌‍ ‌‍‌​‌‍‌‌​ ‌‌ ​​‌ ​‍‌‍‌‌‌ ​ ‌‍‌‌‌‍ ‍‌ ‌​‌‍​‌‌ ‌​‌‍‍‌‌‍ ‌‍ ‍​ ‍ ‌‍‍‌‌‍‌​​ ‌‌‍‌‍‌‍ ‌‍ ‌ ‌​‌‍‌‌‌ ​‍​ ‍ ‌ ‌​‌ ‍‌‌ ​​‌‍‌‌​ ‌‌‍‌‍‌‍ ‌‍ ‌ ‌​‌‍‌‌‌ ​‍​ ‍ ‌ ​​‌‍​‌‌ ‌​‌‍‍​​ ‌‌‍​ ‌‍ ‌‍ ​‌ ‌‌‌‍ ‌‌‍ ‍‌ ​ ​‍‌‌​ ‌‌‌​​‍‌‌ ‌‍‍ ‌‍‌‌‌ ‍‌​‍‌‌​ ​ ‌​‌​​‍‌‌​ ​ ‌​‌​​‍‌‌​ ​‍​ ​‍​ ‌‌​ ​ ​ ‌‌​ ‍‌‌‍​ ​ ​‍‌‍‌​​ ‍​‌‍​‌​ ‍​​ ​ ​ ​ ​‍‌‌​ ​‍​ ​‍​‍‌‌​ ‌‌‌​‌​​‍ ‍‌ ‌​‌‍‍‌‌ ‌​‌‍ ​‌‍‌‌​ ‌‍​‍‌‍​‌‌ ​ ‌‍‌‌‌‌‌‌‌ ​‍‌‍ ​​ ‌‌‍‍​‌ ‌​‌ ‌​‌ ​​‌ ​ ​‍‌‌​ ​ ‌​​‌​‍‌‌​ ​‍‌​‌‍​‍‌‌​ ​‍‌​‌‍‌‍​ ‌‍‍​‌‍‌‌‌‍ ​‌ ​ ‌‍‌‌‌‍​‌‌ ​​‌‍‍‌‌‍‌‌‌ ​‍‌ ​ ​‍ ‍‌ ​ ‌‍​‌‌‍ ‍‌‍‍‌‌ ‌​‌ ‍‌​‍ ‍‌ ​ ‌ ‌​‌ ‌‌‌‍‌​‌‍‍‌‌‍ ​‍‌‍‌‍‍‌‌‍‌​​ ‌‌‍‌‍‌‍ ‌‍ ‌ ‌​‌‍‌‌‌ ​‍​‍‌‍‌ ‌​‌ ‍‌‌ ​​‌‍‌‌​ ‌‌‍‌‍‌‍ ‌‍ ‌ ‌​‌‍‌‌‌ ​‍​‍‌‍‌ ​​‌‍​‌‌ ‌​‌‍‍​​ ‌‌‍​ ‌‍ ‌‍ ​‌ ‌‌‌‍ ‌‌‍ ‍‌ ​ ​‍‌‌​ ‌‌‌​​‍‌‌ ‌‍‍ ‌‍‌‌‌ ‍‌​‍‌‌​ ​ ‌​‌​​‍‌‌​ ​ ‌​‌​​‍‌‌​ ​‍​ ​‍​ ‌‌​ ​ ​ ‌‌​ ‍‌‌‍​ ​ ​‍‌‍‌​​ ‍​‌‍​‌​ ‍​​ ​ ​ ​ ​‍‌‌​ ​‍​ ​‍​‍‌‌​ ‌‌‌​‌​​‍ ‍‌ ‌​‌‍‍‌‌ ‌​‌‍ ​‌‍‌‌​‍‌‍‌ ​​‌‍‌‌‌ ​‍‌ ​ ‌ ​​‌‍‌‌‌‍​ ‌ ‌​‌‍‍‌‌ ‌‍‌‍‌‌​ ‌‌ ​​‌ ‌‌‌‍​‍‌‍ ​‌‍‍‌‌ ​ ‌‍‍​‌‍‌‌‌‍‌​​‍​‍‌ ‌
Stay in Touch​​​​‌ ‍ ​‍​‍‌‍ ‌ ​‍‌‍‍‌‌‍‌ ‌‍‍‌‌‍ ‍​‍​‍​ ‍‍​‍​‍‌ ​ ‌‍​‌‌‍ ‍‌‍‍‌‌ ‌​‌ ‍‌​‍ ‍‌‍‍‌‌‍ ​‍​‍​‍ ​​‍​‍‌‍‍​‌ ​‍‌‍‌‌‌‍‌‍​‍​‍​ ‍‍​‍​‍‌‍‍​‌ ‌​‌ ‌​‌ ​​‌ ​ ​ ‍‍​‍ ​‍ ‌‍​ ‌‍‍​‌‍‌‌‌‍ ​‌ ​ ‌‍‌‌‌‍​‌‌ ​​‌‍‍‌‌‍‌‌‌ ​‍‌ ​ ​‍ ‍‌ ​ ‌‍​‌‌‍ ‍‌‍‍‌‌ ‌​‌ ‍‌​‍ ‍‌ ​ ‌ ‌​‌ ‌‌‌‍‌​‌‍‍‌‌‍ ​‍ ‌‍‍‌‌‍ ‍‌ ‌​‌‍‌‌‌‍ ‍‌ ‌​​‍ ‌‍‌‌‌‍‌​‌‍‍‌‌ ‌​​‍ ‌‍ ‌‌‍ ‌‍‌​‌‍‌‌​ ‌‌ ​​‌ ​‍‌‍‌‌‌ ​ ‌‍‌‌‌‍ ‍‌ ‌​‌‍​‌‌ ‌​‌‍‍‌‌‍ ‌‍ ‍​ ‍ ‌‍‍‌‌‍‌​​ ‌‌‍‌‍‌‍ ‌‍ ‌ ‌​‌‍‌‌‌ ​‍​ ‍ ‌ ‌​‌ ‍‌‌ ​​‌‍‌‌​ ‌‌‍‌‍‌‍ ‌‍ ‌ ‌​‌‍‌‌‌ ​‍​ ‍ ‌ ​​‌‍​‌‌ ‌​‌‍‍​​ ‌‌‍​ ‌‍ ‌‍ ​‌ ‌‌‌‍ ‌‌‍ ‍‌ ​ ​‍‌‌​ ‌‌‌​​‍‌‌ ‌‍‍ ‌‍‌‌‌ ‍‌​‍‌‌​ ​ ‌​‌​​‍‌‌​ ​ ‌​‌​​‍‌‌​ ​‍​ ​‍​ ‍​‌‍​‍‌‍‌​​ ​‌‌‍​‍‌‍‌‌‌‍‌‌‌‍‌​‌‍​‌​ ​‍‌‍‌‌‌‍​‌​‍‌‌​ ​‍​ ​‍​‍‌‌​ ‌‌‌​‌​​‍ ‍‌ ‌​‌‍‍‌‌ ‌​‌‍ ​‌‍‌‌​ ‌‍​‍‌‍​‌‌ ​ ‌‍‌‌‌‌‌‌‌ ​‍‌‍ ​​ ‌‌‍‍​‌ ‌​‌ ‌​‌ ​​‌ ​ ​‍‌‌​ ​ ‌​​‌​‍‌‌​ ​‍‌​‌‍​‍‌‌​ ​‍‌​‌‍‌‍​ ‌‍‍​‌‍‌‌‌‍ ​‌ ​ ‌‍‌‌‌‍​‌‌ ​​‌‍‍‌‌‍‌‌‌ ​‍‌ ​ ​‍ ‍‌ ​ ‌‍​‌‌‍ ‍‌‍‍‌‌ ‌​‌ ‍‌​‍ ‍‌ ​ ‌ ‌​‌ ‌‌‌‍‌​‌‍‍‌‌‍ ​‍‌‍‌‍‍‌‌‍‌​​ ‌‌‍‌‍‌‍ ‌‍ ‌ ‌​‌‍‌‌‌ ​‍​‍‌‍‌ ‌​‌ ‍‌‌ ​​‌‍‌‌​ ‌‌‍‌‍‌‍ ‌‍ ‌ ‌​‌‍‌‌‌ ​‍​‍‌‍‌ ​​‌‍​‌‌ ‌​‌‍‍​​ ‌‌‍​ ‌‍ ‌‍ ​‌ ‌‌‌‍ ‌‌‍ ‍‌ ​ ​‍‌‌​ ‌‌‌​​‍‌‌ ‌‍‍ ‌‍‌‌‌ ‍‌​‍‌‌​ ​ ‌​‌​​‍‌‌​ ​ ‌​‌​​‍‌‌​ ​‍​ ​‍​ ‍​‌‍​‍‌‍‌​​ ​‌‌‍​‍‌‍‌‌‌‍‌‌‌‍‌​‌‍​‌​ ​‍‌‍‌‌‌‍​‌​‍‌‌​ ​‍​ ​‍​‍‌‌​ ‌‌‌​‌​​‍ ‍‌ ‌​‌‍‍‌‌ ‌​‌‍ ​‌‍‌‌​‍‌‍‌ ​​‌‍‌‌‌ ​‍‌ ​ ‌ ​​‌‍‌‌‌‍​ ‌ ‌​‌‍‍‌‌ ‌‍‌‍‌‌​ ‌‌ ​​‌ ‌‌‌‍​‍‌‍ ​‌‍‍‌‌ ​ ‌‍‍​‌‍‌‌‌‍‌​​‍​‍‌ ‌
© 2026 Chelsea Piers. All Rights Reserved.​​​​‌ ‍ ​‍​‍‌‍ ‌ ​‍‌‍‍‌‌‍‌ ‌‍‍‌‌‍ ‍​‍​‍​ ‍‍​‍​‍‌ ​ ‌‍​‌‌‍ ‍‌‍‍‌‌ ‌​‌ ‍‌​‍ ‍‌‍‍‌‌‍ ​‍​‍​‍ ​​‍​‍‌‍‍​‌ ​‍‌‍‌‌‌‍‌‍​‍​‍​ ‍‍​‍​‍‌‍‍​‌ ‌​‌ ‌​‌ ​​‌ ​ ​ ‍‍​‍ ​‍ ‌‍​ ‌‍‍​‌‍‌‌‌‍ ​‌ ​ ‌‍‌‌‌‍​‌‌ ​​‌‍‍‌‌‍‌‌‌ ​‍‌ ​ ​‍ ‍‌ ​ ‌‍​‌‌‍ ‍‌‍‍‌‌ ‌​‌ ‍‌​‍ ‍‌ ​ ‌ ‌​‌ ‌‌‌‍‌​‌‍‍‌‌‍ ​‍ ‌‍‍‌‌‍ ‍‌ ‌​‌‍‌‌‌‍ ‍‌ ‌​​‍ ‌‍‌‌‌‍‌​‌‍‍‌‌ ‌​​‍ ‌‍ ‌‌‍ ‌‍‌​‌‍‌‌​ ‌‌ ​​‌ ​‍‌‍‌‌‌ ​ ‌‍‌‌‌‍ ‍‌ ‌​‌‍​‌‌ ‌​‌‍‍‌‌‍ ‌‍ ‍​ ‍ ‌‍‍‌‌‍‌​​ ‌‌‍‌‍‌‍ ‌‍ ‌ ‌​‌‍‌‌‌ ​‍​ ‍ ‌ ‌​‌ ‍‌‌ ​​‌‍‌‌​ ‌‌‍‌‍‌‍ ‌‍ ‌ ‌​‌‍‌‌‌ ​‍​ ‍ ‌ ​​‌‍​‌‌ ‌​‌‍‍​​ ‌‌ ​ ‌ ‌‌‌‍​‍‌ ‌​‌‍‍‌‌ ‌​‌‍ ​‌‍‌‌​ ‌‍​‍‌‍​‌‌ ​ ‌‍‌‌‌‌‌‌‌ ​‍‌‍ ​​ ‌‌‍‍​‌ ‌​‌ ‌​‌ ​​‌ ​ ​‍‌‌​ ​ ‌​​‌​‍‌‌​ ​‍‌​‌‍​‍‌‌​ ​‍‌​‌‍‌‍​ ‌‍‍​‌‍‌‌‌‍ ​‌ ​ ‌‍‌‌‌‍​‌‌ ​​‌‍‍‌‌‍‌‌‌ ​‍‌ ​ ​‍ ‍‌ ​ ‌‍​‌‌‍ ‍‌‍‍‌‌ ‌​‌ ‍‌​‍ ‍‌ ​ ‌ ‌​‌ ‌‌‌‍‌​‌‍‍‌‌‍ ​‍‌‍‌‍‍‌‌‍‌​​ ‌‌‍‌‍‌‍ ‌‍ ‌ ‌​‌‍‌‌‌ ​‍​‍‌‍‌ ‌​‌ ‍‌‌ ​​‌‍‌‌​ ‌‌‍‌‍‌‍ ‌‍ ‌ ‌​‌‍‌‌‌ ​‍​‍‌‍‌ ​​‌‍​‌‌ ‌​‌‍‍​​ ‌‌ ​ ‌ ‌‌‌‍​‍‌ ‌​‌‍‍‌‌ ‌​‌‍ ​‌‍‌‌​‍‌‍‌ ​​‌‍‌‌‌ ​‍‌ ​ ‌ ​​‌‍‌‌‌‍​ ‌ ‌​‌‍‍‌‌ ‌‍‌‍‌‌​ ‌‌ ​​‌ ‌‌‌‍​‍‌‍ ​‌‍‍‌‌ ​ ‌‍‍​‌‍‌‌‌‍‌​​‍​‍‌ ‌